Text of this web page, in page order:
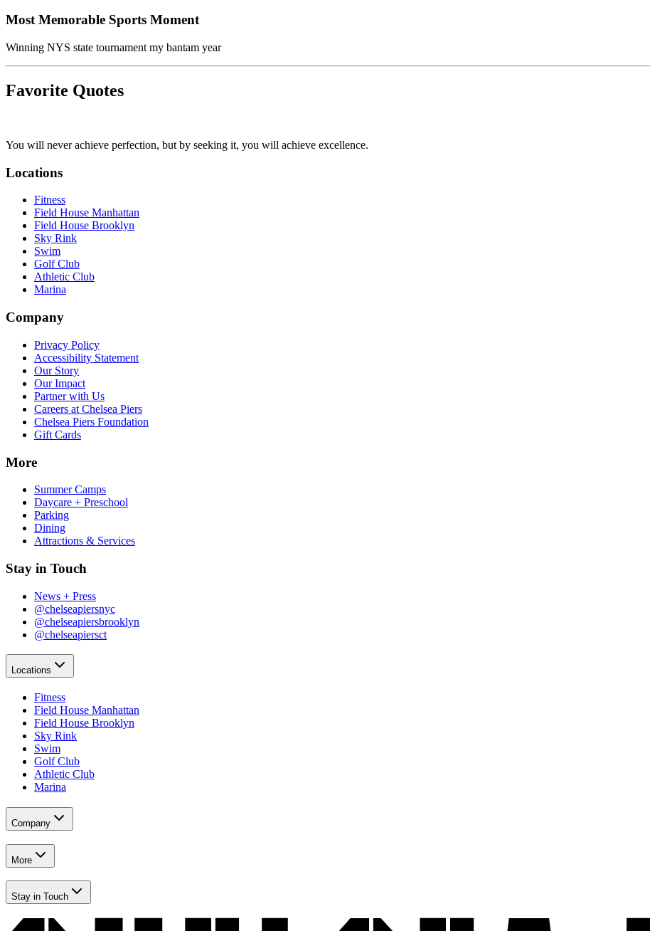
Most Memorable Sports Moment​​​​‌ ‍ ​‍​‍‌‍ ‌ ​‍‌‍‍‌‌‍‌ ‌‍‍‌‌‍ ‍​‍​‍​ ‍‍​‍​‍‌ ​ ‌‍​‌‌‍ ‍‌‍‍‌‌ ‌​‌ ‍‌​‍ ‍‌‍‍‌‌‍ ​‍​‍​‍ ​​‍​‍‌‍‍​‌ ​‍‌‍‌‌‌‍‌‍​‍​‍​ ‍‍​‍​‍‌‍‍​‌ ‌​‌ ‌​‌ ​​‌ ​ ​ ‍‍​‍ ​‍ ‌‍​ ‌‍‍​‌‍‌‌‌‍ ​‌ ​ ‌‍‌‌‌‍​‌‌ ​​‌‍‍‌‌‍‌‌‌ ​‍‌ ​ ​‍ ‍‌ ​ ‌‍​‌‌‍ ‍‌‍‍‌‌ ‌​‌ ‍‌​‍ ‍‌ ​ ‌ ‌​‌ ‌‌‌‍‌​‌‍‍‌‌‍ ​‍ ‌‍‍‌‌‍ ‍‌ ‌​‌‍‌‌‌‍ ‍‌ ‌​​‍ ‌‍‌‌‌‍‌​‌‍‍‌‌ ‌​​‍ ‌‍ ‌‌‍ ‌‍‌​‌‍‌‌​ ‌‌ ​​‌ ​‍‌‍‌‌‌ ​ ‌‍‌‌‌‍ ‍‌ ‌​‌‍​‌‌ ‌​‌‍‍‌‌‍ ‌‍ ‍​ ‍ ‌‍‍‌‌‍‌​​ ‌​ ​​‌‍‌‌‌‍​‌‌‍‌‌‌‍​‍​ ‌​‌‍‌‍‌‍‌‌​‍ ‌​ ‍​‌‍​ ​ ‍​​ ‍‌​‍ ‌​ ‌​‌‍​‍‌‍​ ‌‍​‍​‍ ‌​ ‍‌‌‍​‌​ ​‌​ ‌ ​‍ ‌​ ​‌​ ​​‌‍‌‌​ ‌ ​ ‍‌​ ‍‌‌‍‌‍​ ‌‍​ ‌​‌‍‌‌‌‍‌‍‌‍​‌​ ‍ ‌ ‌​‌ ‍‌‌ ​​‌‍‌‌​ ‌‌‍​ ‌‍ ‌‍​‌‌‍​ ‌‍‍​​ ‍ ‌ ​​‌‍​‌‌ ‌​‌‍‍​​ ‌‌ ​‍‌‍‍‌‌‍​ ‌‍‍​‌‌‌​‌‍‌‌‌ ‍​‌ ‌​​‍‌‌​ ‌‌‌​​‍‌‌ ‌‍‍ ‌‍‌‌‌ ‍‌​‍‌‌​ ​ ‌​‌​​‍‌‌​ ​ ‌​‌​​‍‌‌​ ​‍​ ​‍‌‍‍ ‌‍‍‍​ ‌‍‌​‌​‌‌​​‌‍‍ ‌​‌‍‌‍‍‌​‍‌‌​ ​‍​ ​‍​‍‌‌​ ‌‌‌​‌​​‍ ‍‌‍​ ‌‍‍​‌‍‍‌‌‍ ​‌‍‌​‌ ​‍‌‍‌‌‌‍ ‍​‍‌‌​ ‌‌‌​​‍‌‌ ‌‍‍ ‌‍‌‌‌ ‍‌​‍‌‌​ ​ ‌​‌​​‍‌‌​ ​ ‌​‌​​‍‌‌​ ​‍​ ​‍‌ ‍​‌‍‌​‌​ ‌​ ‌‌​‌ ‌​‍‍‌ ​‍‌​‌‌​‍‌‌​ ​‍​ ​‍​‍‌‌​ ‌‌‌​‌​​‍ ‍‌ ‌​‌‍‌‌‌ ‍​‌ ‌​​ ‌‍​‍‌‍​‌‌ ​ ‌‍‌‌‌‌‌‌‌ ​‍‌‍ ​​ ‌‌‍‍​‌ ‌​‌ ‌​‌ ​​‌ ​ ​‍‌‌​ ​ ‌​​‌​‍‌‌​ ​‍‌​‌‍​‍‌‌​ ​‍‌​‌‍‌‍​ ‌‍‍​‌‍‌‌‌‍ ​‌ ​ ‌‍‌‌‌‍​‌‌ ​​‌‍‍‌‌‍‌‌‌ ​‍‌ ​ ​‍ ‍‌ ​ ‌‍​‌‌‍ ‍‌‍‍‌‌ ‌​‌ ‍‌​‍ ‍‌ ​ ‌ ‌​‌ ‌‌‌‍‌​‌‍‍‌‌‍ ​‍‌‍‌‍‍‌‌‍‌​​ ‌​ ​​‌‍‌‌‌‍​‌‌‍‌‌‌‍​‍​ ‌​‌‍‌‍‌‍‌‌​‍ ‌​ ‍​‌‍​ ​ ‍​​ ‍‌​‍ ‌​ ‌​‌‍​‍‌‍​ ‌‍​‍​‍ ‌​ ‍‌‌‍​‌​ ​‌​ ‌ ​‍ ‌​ ​‌​ ​​‌‍‌‌​ ‌ ​ ‍‌​ ‍‌‌‍‌‍​ ‌‍​ ‌​‌‍‌‌‌‍‌‍‌‍​‌​‍‌‍‌ ‌​‌ ‍‌‌ ​​‌‍‌‌​ ‌‌‍​ ‌‍ ‌‍​‌‌‍​ ‌‍‍​​‍‌‍‌ ​​‌‍​‌‌ ‌​‌‍‍​​ ‌‌ ​‍‌‍‍‌‌‍​ ‌‍‍​‌‌‌​‌‍‌‌‌ ‍​‌ ‌​​‍‌‌​ ‌‌‌​​‍‌‌ ‌‍‍ ‌‍‌‌‌ ‍‌​‍‌‌​ ​ ‌​‌​​‍‌‌​ ​ ‌​‌​​‍‌‌​ ​‍​ ​‍‌‍‍ ‌‍‍‍​ ‌‍‌​‌​‌‌​​‌‍‍ ‌​‌‍‌‍‍‌​‍‌‌​ ​‍​ ​‍​‍‌‌​ ‌‌‌​‌​​‍ ‍‌‍​ ‌‍‍​‌‍‍‌‌‍ ​‌‍‌​‌ ​‍‌‍‌‌‌‍ ‍​‍‌‌​ ‌‌‌​​‍‌‌ ‌‍‍ ‌‍‌‌‌ ‍‌​‍‌‌​ ​ ‌​‌​​‍‌‌​ ​ ‌​‌​​‍‌‌​ ​‍​ ​‍‌ ‍​‌‍‌​‌​ ‌​ ‌‌​‌ ‌​‍‍‌ ​‍‌​‌‌​‍‌‌​ ​‍​ ​‍​‍‌‌​ ‌‌‌​‌​​‍ ‍‌ ‌​‌‍‌‌‌ ‍​‌ ‌​​‍‌‍‌ ​​‌‍‌‌‌ ​‍‌ ​ ‌ ​​‌‍‌‌‌‍​ ‌ ‌​‌‍‍‌‌ ‌‍‌‍‌‌​ ‌‌ ​​‌ ‌‌‌‍​‍‌‍ ​‌‍‍‌‌ ​ ‌‍‍​‌‍‌‌‌‍‌​​‍​‍‌ ‌
Winning NYS state tournament my bantam year​​​​‌ ‍ ​‍​‍‌‍ ‌ ​‍‌‍‍‌‌‍‌ ‌‍‍‌‌‍ ‍​‍​‍​ ‍‍​‍​‍‌ ​ ‌‍​‌‌‍ ‍‌‍‍‌‌ ‌​‌ ‍‌​‍ ‍‌‍‍‌‌‍ ​‍​‍​‍ ​​‍​‍‌‍‍​‌ ​‍‌‍‌‌‌‍‌‍​‍​‍​ ‍‍​‍​‍‌‍‍​‌ ‌​‌ ‌​‌ ​​‌ ​ ​ ‍‍​‍ ​‍ ‌‍​ ‌‍‍​‌‍‌‌‌‍ ​‌ ​ ‌‍‌‌‌‍​‌‌ ​​‌‍‍‌‌‍‌‌‌ ​‍‌ ​ ​‍ ‍‌ ​ ‌‍​‌‌‍ ‍‌‍‍‌‌ ‌​‌ ‍‌​‍ ‍‌ ​ ‌ ‌​‌ ‌‌‌‍‌​‌‍‍‌‌‍ ​‍ ‌‍‍‌‌‍ ‍‌ ‌​‌‍‌‌‌‍ ‍‌ ‌​​‍ ‌‍‌‌‌‍‌​‌‍‍‌‌ ‌​​‍ ‌‍ ‌‌‍ ‌‍‌​‌‍‌‌​ ‌‌ ​​‌ ​‍‌‍‌‌‌ ​ ‌‍‌‌‌‍ ‍‌ ‌​‌‍​‌‌ ‌​‌‍‍‌‌‍ ‌‍ ‍​ ‍ ‌‍‍‌‌‍‌​​ ‌​ ​​‌‍‌‌‌‍​‌‌‍‌‌‌‍​‍​ ‌​‌‍‌‍‌‍‌‌​‍ ‌​ ‍​‌‍​ ​ ‍​​ ‍‌​‍ ‌​ ‌​‌‍​‍‌‍​ ‌‍​‍​‍ ‌​ ‍‌‌‍​‌​ ​‌​ ‌ ​‍ ‌​ ​‌​ ​​‌‍‌‌​ ‌ ​ ‍‌​ ‍‌‌‍‌‍​ ‌‍​ ‌​‌‍‌‌‌‍‌‍‌‍​‌​ ‍ ‌ ‌​‌ ‍‌‌ ​​‌‍‌‌​ ‌‌‍​ ‌‍ ‌‍​‌‌‍​ ‌‍‍​​ ‍ ‌ ​​‌‍​‌‌ ‌​‌‍‍​​ ‌‌ ​‍‌‍‍‌‌‍​ ‌‍‍​‌‌‌​‌‍‌‌‌ ‍​‌ ‌​​‍‌‌​ ‌‌‌​​‍‌‌ ‌‍‍ ‌‍‌‌‌ ‍‌​‍‌‌​ ​ ‌​‌​​‍‌‌​ ​ ‌​‌​​‍‌‌​ ​‍​ ​‍​ ‌ ‌‍‌ ‌‍‍ ‌ ‍‍​ ​​‌‌​‍​ ‌‌‌‌‌‍​‍‌‌​ ​‍​ ​‍​‍‌‌​ ‌‌‌​‌​​‍ ‍‌‍​ ‌‍‍​‌‍‍‌‌‍ ​‌‍‌​‌ ​‍‌‍‌‌‌‍ ‍​‍‌‌​ ‌‌‌​​‍‌‌ ‌‍‍ ‌‍‌‌‌ ‍‌​‍‌‌​ ​ ‌​‌​​‍‌‌​ ​ ‌​‌​​‍‌‌​ ​‍​ ​‍‌​​‌‌ ​‍‌‍‌​‌​ ‍​ ‌‍‌​‍‍‌ ​​‌​ ‍​‍‌‌​ ​‍​ ​‍​‍‌‌​ ‌‌‌​‌​​‍ ‍‌ ‌​‌‍‌‌‌ ‍​‌ ‌​​ ‌‍​‍‌‍​‌‌ ​ ‌‍‌‌‌‌‌‌‌ ​‍‌‍ ​​ ‌‌‍‍​‌ ‌​‌ ‌​‌ ​​‌ ​ ​‍‌‌​ ​ ‌​​‌​‍‌‌​ ​‍‌​‌‍​‍‌‌​ ​‍‌​‌‍‌‍​ ‌‍‍​‌‍‌‌‌‍ ​‌ ​ ‌‍‌‌‌‍​‌‌ ​​‌‍‍‌‌‍‌‌‌ ​‍‌ ​ ​‍ ‍‌ ​ ‌‍​‌‌‍ ‍‌‍‍‌‌ ‌​‌ ‍‌​‍ ‍‌ ​ ‌ ‌​‌ ‌‌‌‍‌​‌‍‍‌‌‍ ​‍‌‍‌‍‍‌‌‍‌​​ ‌​ ​​‌‍‌‌‌‍​‌‌‍‌‌‌‍​‍​ ‌​‌‍‌‍‌‍‌‌​‍ ‌​ ‍​‌‍​ ​ ‍​​ ‍‌​‍ ‌​ ‌​‌‍​‍‌‍​ ‌‍​‍​‍ ‌​ ‍‌‌‍​‌​ ​‌​ ‌ ​‍ ‌​ ​‌​ ​​‌‍‌‌​ ‌ ​ ‍‌​ ‍‌‌‍‌‍​ ‌‍​ ‌​‌‍‌‌‌‍‌‍‌‍​‌​‍‌‍‌ ‌​‌ ‍‌‌ ​​‌‍‌‌​ ‌‌‍​ ‌‍ ‌‍​‌‌‍​ ‌‍‍​​‍‌‍‌ ​​‌‍​‌‌ ‌​‌‍‍​​ ‌‌ ​‍‌‍‍‌‌‍​ ‌‍‍​‌‌‌​‌‍‌‌‌ ‍​‌ ‌​​‍‌‌​ ‌‌‌​​‍‌‌ ‌‍‍ ‌‍‌‌‌ ‍‌​‍‌‌​ ​ ‌​‌​​‍‌‌​ ​ ‌​‌​​‍‌‌​ ​‍​ ​‍​ ‌ ‌‍‌ ‌‍‍ ‌ ‍‍​ ​​‌‌​‍​ ‌‌‌‌‌‍​‍‌‌​ ​‍​ ​‍​‍‌‌​ ‌‌‌​‌​​‍ ‍‌‍​ ‌‍‍​‌‍‍‌‌‍ ​‌‍‌​‌ ​‍‌‍‌‌‌‍ ‍​‍‌‌​ ‌‌‌​​‍‌‌ ‌‍‍ ‌‍‌‌‌ ‍‌​‍‌‌​ ​ ‌​‌​​‍‌‌​ ​ ‌​‌​​‍‌‌​ ​‍​ ​‍‌​​‌‌ ​‍‌‍‌​‌​ ‍​ ‌‍‌​‍‍‌ ​​‌​ ‍​‍‌‌​ ​‍​ ​‍​‍‌‌​ ‌‌‌​‌​​‍ ‍‌ ‌​‌‍‌‌‌ ‍​‌ ‌​​‍‌‍‌ ​​‌‍‌‌‌ ​‍‌ ​ ‌ ​​‌‍‌‌‌‍​ ‌ ‌​‌‍‍‌‌ ‌‍‌‍‌‌​ ‌‌ ​​‌ ‌‌‌‍​‍‌‍ ​‌‍‍‌‌ ​ ‌‍‍​‌‍‌‌‌‍‌​​‍​‍‌ ‌
Favorite Quotes
You will never achieve perfection, but by seeking it, you will achieve excellence.​​​​‌ ‍ ​‍​‍‌‍ ‌ ​‍‌‍‍‌‌‍‌ ‌‍‍‌‌‍ ‍​‍​‍​ ‍‍​‍​‍‌ ​ ‌‍​‌‌‍ ‍‌‍‍‌‌ ‌​‌ ‍‌​‍ ‍‌‍‍‌‌‍ ​‍​‍​‍ ​​‍​‍‌‍‍​‌ ​‍‌‍‌‌‌‍‌‍​‍​‍​ ‍‍​‍​‍‌‍‍​‌ ‌​‌ ‌​‌ ​​‌ ​ ​ ‍‍​‍ ​‍ ‌‍​ ‌‍‍​‌‍‌‌‌‍ ​‌ ​ ‌‍‌‌‌‍​‌‌ ​​‌‍‍‌‌‍‌‌‌ ​‍‌ ​ ​‍ ‍‌ ​ ‌‍​‌‌‍ ‍‌‍‍‌‌ ‌​‌ ‍‌​‍ ‍‌ ​ ‌ ‌​‌ ‌‌‌‍‌​‌‍‍‌‌‍ ​‍ ‌‍‍‌‌‍ ‍‌ ‌​‌‍‌‌‌‍ ‍‌ ‌​​‍ ‌‍‌‌‌‍‌​‌‍‍‌‌ ‌​​‍ ‌‍ ‌‌‍ ‌‍‌​‌‍‌‌​ ‌‌ ​​‌ ​‍‌‍‌‌‌ ​ ‌‍‌‌‌‍ ‍‌ ‌​‌‍​‌‌ ‌​‌‍‍‌‌‍ ‌‍ ‍​ ‍ ‌‍‍‌‌‍‌​​ ‌​ ​​‌‍‌‌‌‍​‌‌‍‌‌‌‍​‍​ ‌​‌‍‌‍‌‍‌‌​‍ ‌​ ‍​‌‍​ ​ ‍​​ ‍‌​‍ ‌​ ‌​‌‍​‍‌‍​ ‌‍​‍​‍ ‌​ ‍‌‌‍​‌​ ​‌​ ‌ ​‍ ‌​ ​‌​ ​​‌‍‌‌​ ‌ ​ ‍‌​ ‍‌‌‍‌‍​ ‌‍​ ‌​‌‍‌‌‌‍‌‍‌‍​‌​ ‍ ‌ ‌​‌ ‍‌‌ ​​‌‍‌‌​ ‌‌‍​ ‌‍ ‌‍​‌‌‍​ ‌‍‍​​ ‍ ‌ ​​‌‍​‌‌ ‌​‌‍‍​​ ‌‌ ​‌‌ ‌‌‌‍ ‌ ‌​‌‍‌‌‌ ​ ​‍‌‌​ ‌‌‌​​‍‌‌ ‌‍‍ ‌‍‌‌‌ ‍‌​‍‌‌​ ​ ‌​‌​​‍‌‌​ ​ ‌​‌​​‍‌‌​ ​‍​ ​‍‌​‌‍‌ ​‌‌​‍​​ ‌ ‌‌‍‌‌‌‍‍​ ‌‌‌‍​‍​‍‌‌​ ​‍​ ​‍​‍‌‌​ ‌‌‌​‌​​‍ ‍‌ ​‌‌ ‌‌‌‍ ‌ ‌​‌‍‌‌​‍‌‌​ ‌‌‌​​‍‌‌ ‌‍‍ ‌‍‌‌‌ ‍‌​‍‌‌​ ​ ‌​‌​​‍‌‌​ ​ ‌​‌​​‍‌‌​ ​‍​ ​‍‌‍‍ ‌​‍‍‌‌​ ‌​‍‌‌​ ​​ ​‌‌‍ ​ ‍‌​‍‌‌​ ​‍​ ​‍​‍‌‌​ ‌‌‌​‌​​‍ ‍‌‍​ ‌‍‍​‌‍‍‌‌‍ ​‌‍‌​‌ ​‍‌‍‌‌‌‍ ‍​‍‌‌​ ‌‌‌​​‍‌‌ ‌‍‍ ‌‍‌‌‌ ‍‌​‍‌‌​ ​ ‌​‌​​‍‌‌​ ​ ‌​‌​​‍‌‌​ ​‍​ ​‍‌ ‌‌‌ ‍‌‌‍‌​‌​​‌‌ ​‍‌‌‌ ‌ ​ ‌​‌ ​‍‌‌​ ​‍​ ​‍​‍‌‌​ ‌‌‌​‌​​‍ ‍‌ ‌​‌‍‌‌‌ ‍​‌ ‌​​ ‌‍​‍‌‍​‌‌ ​ ‌‍‌‌‌‌‌‌‌ ​‍‌‍ ​​ ‌‌‍‍​‌ ‌​‌ ‌​‌ ​​‌ ​ ​‍‌‌​ ​ ‌​​‌​‍‌‌​ ​‍‌​‌‍​‍‌‌​ ​‍‌​‌‍‌‍​ ‌‍‍​‌‍‌‌‌‍ ​‌ ​ ‌‍‌‌‌‍​‌‌ ​​‌‍‍‌‌‍‌‌‌ ​‍‌ ​ ​‍ ‍‌ ​ ‌‍​‌‌‍ ‍‌‍‍‌‌ ‌​‌ ‍‌​‍ ‍‌ ​ ‌ ‌​‌ ‌‌‌‍‌​‌‍‍‌‌‍ ​‍‌‍‌‍‍‌‌‍‌​​ ‌​ ​​‌‍‌‌‌‍​‌‌‍‌‌‌‍​‍​ ‌​‌‍‌‍‌‍‌‌​‍ ‌​ ‍​‌‍​ ​ ‍​​ ‍‌​‍ ‌​ ‌​‌‍​‍‌‍​ ‌‍​‍​‍ ‌​ ‍‌‌‍​‌​ ​‌​ ‌ ​‍ ‌​ ​‌​ ​​‌‍‌‌​ ‌ ​ ‍‌​ ‍‌‌‍‌‍​ ‌‍​ ‌​‌‍‌‌‌‍‌‍‌‍​‌​‍‌‍‌ ‌​‌ ‍‌‌ ​​‌‍‌‌​ ‌‌‍​ ‌‍ ‌‍​‌‌‍​ ‌‍‍​​‍‌‍‌ ​​‌‍​‌‌ ‌​‌‍‍​​ ‌‌ ​‌‌ ‌‌‌‍ ‌ ‌​‌‍‌‌‌ ​ ​‍‌‌​ ‌‌‌​​‍‌‌ ‌‍‍ ‌‍‌‌‌ ‍‌​‍‌‌​ ​ ‌​‌​​‍‌‌​ ​ ‌​‌​​‍‌‌​ ​‍​ ​‍‌​‌‍‌ ​‌‌​‍​​ ‌ ‌‌‍‌‌‌‍‍​ ‌‌‌‍​‍​‍‌‌​ ​‍​ ​‍​‍‌‌​ ‌‌‌​‌​​‍ ‍‌ ​‌‌ ‌‌‌‍ ‌ ‌​‌‍‌‌​‍‌‌​ ‌‌‌​​‍‌‌ ‌‍‍ ‌‍‌‌‌ ‍‌​‍‌‌​ ​ ‌​‌​​‍‌‌​ ​ ‌​‌​​‍‌‌​ ​‍​ ​‍‌‍‍ ‌​‍‍‌‌​ ‌​‍‌‌​ ​​ ​‌‌‍ ​ ‍‌​‍‌‌​ ​‍​ ​‍​‍‌‌​ ‌‌‌​‌​​‍ ‍‌‍​ ‌‍‍​‌‍‍‌‌‍ ​‌‍‌​‌ ​‍‌‍‌‌‌‍ ‍​‍‌‌​ ‌‌‌​​‍‌‌ ‌‍‍ ‌‍‌‌‌ ‍‌​‍‌‌​ ​ ‌​‌​​‍‌‌​ ​ ‌​‌​​‍‌‌​ ​‍​ ​‍‌ ‌‌‌ ‍‌‌‍‌​‌​​‌‌ ​‍‌‌‌ ‌ ​ ‌​‌ ​‍‌‌​ ​‍​ ​‍​‍‌‌​ ‌‌‌​‌​​‍ ‍‌ ‌​‌‍‌‌‌ ‍​‌ ‌​​‍‌‍‌ ​​‌‍‌‌‌ ​‍‌ ​ ‌ ​​‌‍‌‌‌‍​ ‌ ‌​‌‍‍‌‌ ‌‍‌‍‌‌​ ‌‌ ​​‌ ‌‌‌‍​‍‌‍ ​‌‍‍‌‌ ​ ‌‍‍​‌‍‌‌‌‍‌​​‍​‍‌ ‌
Locations​​​​‌ ‍ ​‍​‍‌‍ ‌ ​‍‌‍‍‌‌‍‌ ‌‍‍‌‌‍ ‍​‍​‍​ ‍‍​‍​‍‌ ​ ‌‍​‌‌‍ ‍‌‍‍‌‌ ‌​‌ ‍‌​‍ ‍‌‍‍‌‌‍ ​‍​‍​‍ ​​‍​‍‌‍‍​‌ ​‍‌‍‌‌‌‍‌‍​‍​‍​ ‍‍​‍​‍‌‍‍​‌ ‌​‌ ‌​‌ ​​‌ ​ ​ ‍‍​‍ ​‍ ‌‍​ ‌‍‍​‌‍‌‌‌‍ ​‌ ​ ‌‍‌‌‌‍​‌‌ ​​‌‍‍‌‌‍‌‌‌ ​‍‌ ​ ​‍ ‍‌ ​ ‌‍​‌‌‍ ‍‌‍‍‌‌ ‌​‌ ‍‌​‍ ‍‌ ​ ‌ ‌​‌ ‌‌‌‍‌​‌‍‍‌‌‍ ​‍ ‌‍‍‌‌‍ ‍‌ ‌​‌‍‌‌‌‍ ‍‌ ‌​​‍ ‌‍‌‌‌‍‌​‌‍‍‌‌ ‌​​‍ ‌‍ ‌‌‍ ‌‍‌​‌‍‌‌​ ‌‌ ​​‌ ​‍‌‍‌‌‌ ​ ‌‍‌‌‌‍ ‍‌ ‌​‌‍​‌‌ ‌​‌‍‍‌‌‍ ‌‍ ‍​ ‍ ‌‍‍‌‌‍‌​​ ‌‌‍‌‍‌‍ ‌‍ ‌ ‌​‌‍‌‌‌ ​‍​ ‍ ‌ ‌​‌ ‍‌‌ ​​‌‍‌‌​ ‌‌‍‌‍‌‍ ‌‍ ‌ ‌​‌‍‌‌‌ ​‍​ ‍ ‌ ​​‌‍​‌‌ ‌​‌‍‍​​ ‌‌‍​ ‌‍ ‌‍ ​‌ ‌‌‌‍ ‌‌‍ ‍‌ ​ ​‍‌‌​ ‌‌‌​​‍‌‌ ‌‍‍ ‌‍‌‌‌ ‍‌​‍‌‌​ ​ ‌​‌​​‍‌‌​ ​ ‌​‌​​‍‌‌​ ​‍​ ​‍‌‍‌‌‌‍​‍​ ​‍​ ‍​‌‍​ ​ ‌‌‌‍​ ‌‍​ ‌‍‌‌‌‍​‍‌‍​‌​ ​‌​‍‌‌​ ​‍​ ​‍​‍‌‌​ ‌‌‌​‌​​‍ ‍‌ ‌​‌‍‍‌‌ ‌​‌‍ ​‌‍‌‌​ ‌‍​‍‌‍​‌‌ ​ ‌‍‌‌‌‌‌‌‌ ​‍‌‍ ​​ ‌‌‍‍​‌ ‌​‌ ‌​‌ ​​‌ ​ ​‍‌‌​ ​ ‌​​‌​‍‌‌​ ​‍‌​‌‍​‍‌‌​ ​‍‌​‌‍‌‍​ ‌‍‍​‌‍‌‌‌‍ ​‌ ​ ‌‍‌‌‌‍​‌‌ ​​‌‍‍‌‌‍‌‌‌ ​‍‌ ​ ​‍ ‍‌ ​ ‌‍​‌‌‍ ‍‌‍‍‌‌ ‌​‌ ‍‌​‍ ‍‌ ​ ‌ ‌​‌ ‌‌‌‍‌​‌‍‍‌‌‍ ​‍‌‍‌‍‍‌‌‍‌​​ ‌‌‍‌‍‌‍ ‌‍ ‌ ‌​‌‍‌‌‌ ​‍​‍‌‍‌ ‌​‌ ‍‌‌ ​​‌‍‌‌​ ‌‌‍‌‍‌‍ ‌‍ ‌ ‌​‌‍‌‌‌ ​‍​‍‌‍‌ ​​‌‍​‌‌ ‌​‌‍‍​​ ‌‌‍​ ‌‍ ‌‍ ​‌ ‌‌‌‍ ‌‌‍ ‍‌ ​ ​‍‌‌​ ‌‌‌​​‍‌‌ ‌‍‍ ‌‍‌‌‌ ‍‌​‍‌‌​ ​ ‌​‌​​‍‌‌​ ​ ‌​‌​​‍‌‌​ ​‍​ ​‍‌‍‌‌‌‍​‍​ ​‍​ ‍​‌‍​ ​ ‌‌‌‍​ ‌‍​ ‌‍‌‌‌‍​‍‌‍​‌​ ​‌​‍‌‌​ ​‍​ ​‍​‍‌‌​ ‌‌‌​‌​​‍ ‍‌ ‌​‌‍‍‌‌ ‌​‌‍ ​‌‍‌‌​‍‌‍‌ ​​‌‍‌‌‌ ​‍‌ ​ ‌ ​​‌‍‌‌‌‍​ ‌ ‌​‌‍‍‌‌ ‌‍‌‍‌‌​ ‌‌ ​​‌ ‌‌‌‍​‍‌‍ ​‌‍‍‌‌ ​ ‌‍‍​‌‍‌‌‌‍‌​​‍​‍‌ ‌
Fitness​​​​‌ ‍ ​‍​‍‌‍ ‌ ​‍‌‍‍‌‌‍‌ ‌‍‍‌‌‍ ‍​‍​‍​ ‍‍​‍​‍‌ ​ ‌‍​‌‌‍ ‍‌‍‍‌‌ ‌​‌ ‍‌​‍ ‍‌‍‍‌‌‍ ​‍​‍​‍ ​​‍​‍‌‍‍​‌ ​‍‌‍‌‌‌‍‌‍​‍​‍​ ‍‍​‍​‍‌‍‍​‌ ‌​‌ ‌​‌ ​​‌ ​ ​ ‍‍​‍ ​‍ ‌‍​ ‌‍‍​‌‍‌‌‌‍ ​‌ ​ ‌‍‌‌‌‍​‌‌ ​​‌‍‍‌‌‍‌‌‌ ​‍‌ ​ ​‍ ‍‌ ​ ‌‍​‌‌‍ ‍‌‍‍‌‌ ‌​‌ ‍‌​‍ ‍‌ ​ ‌ ‌​‌ ‌‌‌‍‌​‌‍‍‌‌‍ ​‍ ‌‍‍‌‌‍ ‍‌ ‌​‌‍‌‌‌‍ ‍‌ ‌​​‍ ‌‍‌‌‌‍‌​‌‍‍‌‌ ‌​​‍ ‌‍ ‌‌‍ ‌‍‌​‌‍‌‌​ ‌‌ ​​‌ ​‍‌‍‌‌‌ ​ ‌‍‌‌‌‍ ‍‌ ‌​‌‍​‌‌ ‌​‌‍‍‌‌‍ ‌‍ ‍​ ‍ ‌‍‍‌‌‍‌​​ ‌‌‍‌‍‌‍ ‌‍ ‌ ‌​‌‍‌‌‌ ​‍​ ‍ ‌ ‌​‌ ‍‌‌ ​​‌‍‌‌​ ‌‌‍‌‍‌‍ ‌‍ ‌ ‌​‌‍‌‌‌ ​‍​ ‍ ‌ ​​‌‍​‌‌ ‌​‌‍‍​​ ‌‌‍​ ‌‍ ‌‍ ​‌ ‌‌‌‍ ‌‌‍ ‍‌ ​ ​‍‌‌​ ‌‌‌​​‍‌‌ ‌‍‍ ‌‍‌‌‌ ‍‌​‍‌‌​ ​ ‌​‌​​‍‌‌​ ​ ‌​‌​​‍‌‌​ ​‍​ ​‍‌‍‌‌‌‍​‍​ ​‍​ ‍​‌‍​ ​ ‌‌‌‍​ ‌‍​ ‌‍‌‌‌‍​‍‌‍​‌​ ​‌​‍‌‌​ ​‍​ ​‍​‍‌‌​ ‌‌‌​‌​​‍ ‍‌‍ ​‌‍‍‌‌‍ ‍‌‍‍ ‌ ​ ​‍‌‌​ ‌‌‌​​‍‌‌ ‌‍‍ ‌‍‌‌‌ ‍‌​‍‌‌​ ​ ‌​‌​​‍‌‌​ ​ ‌​‌​​‍‌‌​ ​‍​ ​‍​ ​‍​ ​ ​ ​ ‌‍​ ‌‍‌‌​ ‍​​ ‌‍​ ​‌​ ‌​‌‍​‌‌‍​ ​ ‍‌​‍‌‌​ ​‍​ ​‍​‍‌‌​ ‌‌‌​‌​​‍ ‍‌‍ ‍‌‍​‌‌‍ ‌‌‍‌‌​ ‌‍​‍‌‍​‌‌ ​ ‌‍‌‌‌‌‌‌‌ ​‍‌‍ ​​ ‌‌‍‍​‌ ‌​‌ ‌​‌ ​​‌ ​ ​‍‌‌​ ​ ‌​​‌​‍‌‌​ ​‍‌​‌‍​‍‌‌​ ​‍‌​‌‍‌‍​ ‌‍‍​‌‍‌‌‌‍ ​‌ ​ ‌‍‌‌‌‍​‌‌ ​​‌‍‍‌‌‍‌‌‌ ​‍‌ ​ ​‍ ‍‌ ​ ‌‍​‌‌‍ ‍‌‍‍‌‌ ‌​‌ ‍‌​‍ ‍‌ ​ ‌ ‌​‌ ‌‌‌‍‌​‌‍‍‌‌‍ ​‍‌‍‌‍‍‌‌‍‌​​ ‌‌‍‌‍‌‍ ‌‍ ‌ ‌​‌‍‌‌‌ ​‍​‍‌‍‌ ‌​‌ ‍‌‌ ​​‌‍‌‌​ ‌‌‍‌‍‌‍ ‌‍ ‌ ‌​‌‍‌‌‌ ​‍​‍‌‍‌ ​​‌‍​‌‌ ‌​‌‍‍​​ ‌‌‍​ ‌‍ ‌‍ ​‌ ‌‌‌‍ ‌‌‍ ‍‌ ​ ​‍‌‌​ ‌‌‌​​‍‌‌ ‌‍‍ ‌‍‌‌‌ ‍‌​‍‌‌​ ​ ‌​‌​​‍‌‌​ ​ ‌​‌​​‍‌‌​ ​‍​ ​‍‌‍‌‌‌‍​‍​ ​‍​ ‍​‌‍​ ​ ‌‌‌‍​ ‌‍​ ‌‍‌‌‌‍​‍‌‍​‌​ ​‌​‍‌‌​ ​‍​ ​‍​‍‌‌​ ‌‌‌​‌​​‍ ‍‌‍ ​‌‍‍‌‌‍ ‍‌‍‍ ‌ ​ ​‍‌‌​ ‌‌‌​​‍‌‌ ‌‍‍ ‌‍‌‌‌ ‍‌​‍‌‌​ ​ ‌​‌​​‍‌‌​ ​ ‌​‌​​‍‌‌​ ​‍​ ​‍​ ​‍​ ​ ​ ​ ‌‍​ ‌‍‌‌​ ‍​​ ‌‍​ ​‌​ ‌​‌‍​‌‌‍​ ​ ‍‌​‍‌‌​ ​‍​ ​‍​‍‌‌​ ‌‌‌​‌​​‍ ‍‌‍ ‍‌‍​‌‌‍ ‌‌‍‌‌​‍‌‍‌ ​​‌‍‌‌‌ ​‍‌ ​ ‌ ​​‌‍‌‌‌‍​ ‌ ‌​‌‍‍‌‌ ‌‍‌‍‌‌​ ‌‌ ​​‌ ‌‌‌‍​‍‌‍ ​‌‍‍‌‌ ​ ‌‍‍​‌‍‌‌‌‍‌​​‍​‍‌ ‌
Field House Manhattan​​​​‌ ‍ ​‍​‍‌‍ ‌ ​‍‌‍‍‌‌‍‌ ‌‍‍‌‌‍ ‍​‍​‍​ ‍‍​‍​‍‌ ​ ‌‍​‌‌‍ ‍‌‍‍‌‌ ‌​‌ ‍‌​‍ ‍‌‍‍‌‌‍ ​‍​‍​‍ ​​‍​‍‌‍‍​‌ ​‍‌‍‌‌‌‍‌‍​‍​‍​ ‍‍​‍​‍‌‍‍​‌ ‌​‌ ‌​‌ ​​‌ ​ ​ ‍‍​‍ ​‍ ‌‍​ ‌‍‍​‌‍‌‌‌‍ ​‌ ​ ‌‍‌‌‌‍​‌‌ ​​‌‍‍‌‌‍‌‌‌ ​‍‌ ​ ​‍ ‍‌ ​ ‌‍​‌‌‍ ‍‌‍‍‌‌ ‌​‌ ‍‌​‍ ‍‌ ​ ‌ ‌​‌ ‌‌‌‍‌​‌‍‍‌‌‍ ​‍ ‌‍‍‌‌‍ ‍‌ ‌​‌‍‌‌‌‍ ‍‌ ‌​​‍ ‌‍‌‌‌‍‌​‌‍‍‌‌ ‌​​‍ ‌‍ ‌‌‍ ‌‍‌​‌‍‌‌​ ‌‌ ​​‌ ​‍‌‍‌‌‌ ​ ‌‍‌‌‌‍ ‍‌ ‌​‌‍​‌‌ ‌​‌‍‍‌‌‍ ‌‍ ‍​ ‍ ‌‍‍‌‌‍‌​​ ‌‌‍‌‍‌‍ ‌‍ ‌ ‌​‌‍‌‌‌ ​‍​ ‍ ‌ ‌​‌ ‍‌‌ ​​‌‍‌‌​ ‌‌‍‌‍‌‍ ‌‍ ‌ ‌​‌‍‌‌‌ ​‍​ ‍ ‌ ​​‌‍​‌‌ ‌​‌‍‍​​ ‌‌‍​ ‌‍ ‌‍ ​‌ ‌‌‌‍ ‌‌‍ ‍‌ ​ ​‍‌‌​ ‌‌‌​​‍‌‌ ‌‍‍ ‌‍‌‌‌ ‍‌​‍‌‌​ ​ ‌​‌​​‍‌‌​ ​ ‌​‌​​‍‌‌​ ​‍​ ​‍‌‍‌‌‌‍​‍​ ​‍​ ‍​‌‍​ ​ ‌‌‌‍​ ‌‍​ ‌‍‌‌‌‍​‍‌‍​‌​ ​‌​‍‌‌​ ​‍​ ​‍​‍‌‌​ ‌‌‌​‌​​‍ ‍‌‍ ​‌‍‍‌‌‍ ‍‌‍‍ ‌ ​ ​‍‌‌​ ‌‌‌​​‍‌‌ ‌‍‍ ‌‍‌‌‌ ‍‌​‍‌‌​ ​ ‌​‌​​‍‌‌​ ​ ‌​‌​​‍‌‌​ ​‍​ ​‍​ ​‌​ ​ ​ ​‌‌‍​‍​ ​​​ ​‌‌‍​‌​ ‌ ​ ​‍​ ​‍​ ‌‍​ ‌​​‍‌‌​ ​‍​ ​‍​‍‌‌​ ‌‌‌​‌​​‍ ‍‌‍ ‍‌‍​‌‌‍ ‌‌‍‌‌​ ‌‍​‍‌‍​‌‌ ​ ‌‍‌‌‌‌‌‌‌ ​‍‌‍ ​​ ‌‌‍‍​‌ ‌​‌ ‌​‌ ​​‌ ​ ​‍‌‌​ ​ ‌​​‌​‍‌‌​ ​‍‌​‌‍​‍‌‌​ ​‍‌​‌‍‌‍​ ‌‍‍​‌‍‌‌‌‍ ​‌ ​ ‌‍‌‌‌‍​‌‌ ​​‌‍‍‌‌‍‌‌‌ ​‍‌ ​ ​‍ ‍‌ ​ ‌‍​‌‌‍ ‍‌‍‍‌‌ ‌​‌ ‍‌​‍ ‍‌ ​ ‌ ‌​‌ ‌‌‌‍‌​‌‍‍‌‌‍ ​‍‌‍‌‍‍‌‌‍‌​​ ‌‌‍‌‍‌‍ ‌‍ ‌ ‌​‌‍‌‌‌ ​‍​‍‌‍‌ ‌​‌ ‍‌‌ ​​‌‍‌‌​ ‌‌‍‌‍‌‍ ‌‍ ‌ ‌​‌‍‌‌‌ ​‍​‍‌‍‌ ​​‌‍​‌‌ ‌​‌‍‍​​ ‌‌‍​ ‌‍ ‌‍ ​‌ ‌‌‌‍ ‌‌‍ ‍‌ ​ ​‍‌‌​ ‌‌‌​​‍‌‌ ‌‍‍ ‌‍‌‌‌ ‍‌​‍‌‌​ ​ ‌​‌​​‍‌‌​ ​ ‌​‌​​‍‌‌​ ​‍​ ​‍‌‍‌‌‌‍​‍​ ​‍​ ‍​‌‍​ ​ ‌‌‌‍​ ‌‍​ ‌‍‌‌‌‍​‍‌‍​‌​ ​‌​‍‌‌​ ​‍​ ​‍​‍‌‌​ ‌‌‌​‌​​‍ ‍‌‍ ​‌‍‍‌‌‍ ‍‌‍‍ ‌ ​ ​‍‌‌​ ‌‌‌​​‍‌‌ ‌‍‍ ‌‍‌‌‌ ‍‌​‍‌‌​ ​ ‌​‌​​‍‌‌​ ​ ‌​‌​​‍‌‌​ ​‍​ ​‍​ ​‌​ ​ ​ ​‌‌‍​‍​ ​​​ ​‌‌‍​‌​ ‌ ​ ​‍​ ​‍​ ‌‍​ ‌​​‍‌‌​ ​‍​ ​‍​‍‌‌​ ‌‌‌​‌​​‍ ‍‌‍ ‍‌‍​‌‌‍ ‌‌‍‌‌​‍‌‍‌ ​​‌‍‌‌‌ ​‍‌ ​ ‌ ​​‌‍‌‌‌‍​ ‌ ‌​‌‍‍‌‌ ‌‍‌‍‌‌​ ‌‌ ​​‌ ‌‌‌‍​‍‌‍ ​‌‍‍‌‌ ​ ‌‍‍​‌‍‌‌‌‍‌​​‍​‍‌ ‌
Field House Brooklyn​​​​‌ ‍ ​‍​‍‌‍ ‌ ​‍‌‍‍‌‌‍‌ ‌‍‍‌‌‍ ‍​‍​‍​ ‍‍​‍​‍‌ ​ ‌‍​‌‌‍ ‍‌‍‍‌‌ ‌​‌ ‍‌​‍ ‍‌‍‍‌‌‍ ​‍​‍​‍ ​​‍​‍‌‍‍​‌ ​‍‌‍‌‌‌‍‌‍​‍​‍​ ‍‍​‍​‍‌‍‍​‌ ‌​‌ ‌​‌ ​​‌ ​ ​ ‍‍​‍ ​‍ ‌‍​ ‌‍‍​‌‍‌‌‌‍ ​‌ ​ ‌‍‌‌‌‍​‌‌ ​​‌‍‍‌‌‍‌‌‌ ​‍‌ ​ ​‍ ‍‌ ​ ‌‍​‌‌‍ ‍‌‍‍‌‌ ‌​‌ ‍‌​‍ ‍‌ ​ ‌ ‌​‌ ‌‌‌‍‌​‌‍‍‌‌‍ ​‍ ‌‍‍‌‌‍ ‍‌ ‌​‌‍‌‌‌‍ ‍‌ ‌​​‍ ‌‍‌‌‌‍‌​‌‍‍‌‌ ‌​​‍ ‌‍ ‌‌‍ ‌‍‌​‌‍‌‌​ ‌‌ ​​‌ ​‍‌‍‌‌‌ ​ ‌‍‌‌‌‍ ‍‌ ‌​‌‍​‌‌ ‌​‌‍‍‌‌‍ ‌‍ ‍​ ‍ ‌‍‍‌‌‍‌​​ ‌‌‍‌‍‌‍ ‌‍ ‌ ‌​‌‍‌‌‌ ​‍​ ‍ ‌ ‌​‌ ‍‌‌ ​​‌‍‌‌​ ‌‌‍‌‍‌‍ ‌‍ ‌ ‌​‌‍‌‌‌ ​‍​ ‍ ‌ ​​‌‍​‌‌ ‌​‌‍‍​​ ‌‌‍​ ‌‍ ‌‍ ​‌ ‌‌‌‍ ‌‌‍ ‍‌ ​ ​‍‌‌​ ‌‌‌​​‍‌‌ ‌‍‍ ‌‍‌‌‌ ‍‌​‍‌‌​ ​ ‌​‌​​‍‌‌​ ​ ‌​‌​​‍‌‌​ ​‍​ ​‍‌‍‌‌‌‍​‍​ ​‍​ ‍​‌‍​ ​ ‌‌‌‍​ ‌‍​ ‌‍‌‌‌‍​‍‌‍​‌​ ​‌​‍‌‌​ ​‍​ ​‍​‍‌‌​ ‌‌‌​‌​​‍ ‍‌‍ ​‌‍‍‌‌‍ ‍‌‍‍ ‌ ​ ​‍‌‌​ ‌‌‌​​‍‌‌ ‌‍‍ ‌‍‌‌‌ ‍‌​‍‌‌​ ​ ‌​‌​​‍‌‌​ ​ ‌​‌​​‍‌‌​ ​‍​ ​‍​ ‌‍​ ‍​​ ‌ ‌‍‌​​ ​‌​ ​‍​ ‌‌​ ‌‍​ ​‍​ ​‌‌‍​ ​ ​‌​‍‌‌​ ​‍​ ​‍​‍‌‌​ ‌‌‌​‌​​‍ ‍‌‍ ‍‌‍​‌‌‍ ‌‌‍‌‌​ ‌‍​‍‌‍​‌‌ ​ ‌‍‌‌‌‌‌‌‌ ​‍‌‍ ​​ ‌‌‍‍​‌ ‌​‌ ‌​‌ ​​‌ ​ ​‍‌‌​ ​ ‌​​‌​‍‌‌​ ​‍‌​‌‍​‍‌‌​ ​‍‌​‌‍‌‍​ ‌‍‍​‌‍‌‌‌‍ ​‌ ​ ‌‍‌‌‌‍​‌‌ ​​‌‍‍‌‌‍‌‌‌ ​‍‌ ​ ​‍ ‍‌ ​ ‌‍​‌‌‍ ‍‌‍‍‌‌ ‌​‌ ‍‌​‍ ‍‌ ​ ‌ ‌​‌ ‌‌‌‍‌​‌‍‍‌‌‍ ​‍‌‍‌‍‍‌‌‍‌​​ ‌‌‍‌‍‌‍ ‌‍ ‌ ‌​‌‍‌‌‌ ​‍​‍‌‍‌ ‌​‌ ‍‌‌ ​​‌‍‌‌​ ‌‌‍‌‍‌‍ ‌‍ ‌ ‌​‌‍‌‌‌ ​‍​‍‌‍‌ ​​‌‍​‌‌ ‌​‌‍‍​​ ‌‌‍​ ‌‍ ‌‍ ​‌ ‌‌‌‍ ‌‌‍ ‍‌ ​ ​‍‌‌​ ‌‌‌​​‍‌‌ ‌‍‍ ‌‍‌‌‌ ‍‌​‍‌‌​ ​ ‌​‌​​‍‌‌​ ​ ‌​‌​​‍‌‌​ ​‍​ ​‍‌‍‌‌‌‍​‍​ ​‍​ ‍​‌‍​ ​ ‌‌‌‍​ ‌‍​ ‌‍‌‌‌‍​‍‌‍​‌​ ​‌​‍‌‌​ ​‍​ ​‍​‍‌‌​ ‌‌‌​‌​​‍ ‍‌‍ ​‌‍‍‌‌‍ ‍‌‍‍ ‌ ​ ​‍‌‌​ ‌‌‌​​‍‌‌ ‌‍‍ ‌‍‌‌‌ ‍‌​‍‌‌​ ​ ‌​‌​​‍‌‌​ ​ ‌​‌​​‍‌‌​ ​‍​ ​‍​ ‌‍​ ‍​​ ‌ ‌‍‌​​ ​‌​ ​‍​ ‌‌​ ‌‍​ ​‍​ ​‌‌‍​ ​ ​‌​‍‌‌​ ​‍​ ​‍​‍‌‌​ ‌‌‌​‌​​‍ ‍‌‍ ‍‌‍​‌‌‍ ‌‌‍‌‌​‍‌‍‌ ​​‌‍‌‌‌ ​‍‌ ​ ‌ ​​‌‍‌‌‌‍​ ‌ ‌​‌‍‍‌‌ ‌‍‌‍‌‌​ ‌‌ ​​‌ ‌‌‌‍​‍‌‍ ​‌‍‍‌‌ ​ ‌‍‍​‌‍‌‌‌‍‌​​‍​‍‌ ‌
Sky Rink​​​​‌ ‍ ​‍​‍‌‍ ‌ ​‍‌‍‍‌‌‍‌ ‌‍‍‌‌‍ ‍​‍​‍​ ‍‍​‍​‍‌ ​ ‌‍​‌‌‍ ‍‌‍‍‌‌ ‌​‌ ‍‌​‍ ‍‌‍‍‌‌‍ ​‍​‍​‍ ​​‍​‍‌‍‍​‌ ​‍‌‍‌‌‌‍‌‍​‍​‍​ ‍‍​‍​‍‌‍‍​‌ ‌​‌ ‌​‌ ​​‌ ​ ​ ‍‍​‍ ​‍ ‌‍​ ‌‍‍​‌‍‌‌‌‍ ​‌ ​ ‌‍‌‌‌‍​‌‌ ​​‌‍‍‌‌‍‌‌‌ ​‍‌ ​ ​‍ ‍‌ ​ ‌‍​‌‌‍ ‍‌‍‍‌‌ ‌​‌ ‍‌​‍ ‍‌ ​ ‌ ‌​‌ ‌‌‌‍‌​‌‍‍‌‌‍ ​‍ ‌‍‍‌‌‍ ‍‌ ‌​‌‍‌‌‌‍ ‍‌ ‌​​‍ ‌‍‌‌‌‍‌​‌‍‍‌‌ ‌​​‍ ‌‍ ‌‌‍ ‌‍‌​‌‍‌‌​ ‌‌ ​​‌ ​‍‌‍‌‌‌ ​ ‌‍‌‌‌‍ ‍‌ ‌​‌‍​‌‌ ‌​‌‍‍‌‌‍ ‌‍ ‍​ ‍ ‌‍‍‌‌‍‌​​ ‌‌‍‌‍‌‍ ‌‍ ‌ ‌​‌‍‌‌‌ ​‍​ ‍ ‌ ‌​‌ ‍‌‌ ​​‌‍‌‌​ ‌‌‍‌‍‌‍ ‌‍ ‌ ‌​‌‍‌‌‌ ​‍​ ‍ ‌ ​​‌‍​‌‌ ‌​‌‍‍​​ ‌‌‍​ ‌‍ ‌‍ ​‌ ‌‌‌‍ ‌‌‍ ‍‌ ​ ​‍‌‌​ ‌‌‌​​‍‌‌ ‌‍‍ ‌‍‌‌‌ ‍‌​‍‌‌​ ​ ‌​‌​​‍‌‌​ ​ ‌​‌​​‍‌‌​ ​‍​ ​‍‌‍‌‌‌‍​‍​ ​‍​ ‍​‌‍​ ​ ‌‌‌‍​ ‌‍​ ‌‍‌‌‌‍​‍‌‍​‌​ ​‌​‍‌‌​ ​‍​ ​‍​‍‌‌​ ‌‌‌​‌​​‍ ‍‌‍ ​‌‍‍‌‌‍ ‍‌‍‍ ‌ ​ ​‍‌‌​ ‌‌‌​​‍‌‌ ‌‍‍ ‌‍‌‌‌ ‍‌​‍‌‌​ ​ ‌​‌​​‍‌‌​ ​ ‌​‌​​‍‌‌​ ​‍​ ​‍​ ‌​​ ‌ ‌‍‌‍‌‍‌‍​ ​​​ ‌‍​ ‌‌​ ‌​‌‍‌​‌‍‌​​ ​‌‌‍​‍​‍‌‌​ ​‍​ ​‍​‍‌‌​ ‌‌‌​‌​​‍ ‍‌‍ ‍‌‍​‌‌‍ ‌‌‍‌‌​ ‌‍​‍‌‍​‌‌ ​ ‌‍‌‌‌‌‌‌‌ ​‍‌‍ ​​ ‌‌‍‍​‌ ‌​‌ ‌​‌ ​​‌ ​ ​‍‌‌​ ​ ‌​​‌​‍‌‌​ ​‍‌​‌‍​‍‌‌​ ​‍‌​‌‍‌‍​ ‌‍‍​‌‍‌‌‌‍ ​‌ ​ ‌‍‌‌‌‍​‌‌ ​​‌‍‍‌‌‍‌‌‌ ​‍‌ ​ ​‍ ‍‌ ​ ‌‍​‌‌‍ ‍‌‍‍‌‌ ‌​‌ ‍‌​‍ ‍‌ ​ ‌ ‌​‌ ‌‌‌‍‌​‌‍‍‌‌‍ ​‍‌‍‌‍‍‌‌‍‌​​ ‌‌‍‌‍‌‍ ‌‍ ‌ ‌​‌‍‌‌‌ ​‍​‍‌‍‌ ‌​‌ ‍‌‌ ​​‌‍‌‌​ ‌‌‍‌‍‌‍ ‌‍ ‌ ‌​‌‍‌‌‌ ​‍​‍‌‍‌ ​​‌‍​‌‌ ‌​‌‍‍​​ ‌‌‍​ ‌‍ ‌‍ ​‌ ‌‌‌‍ ‌‌‍ ‍‌ ​ ​‍‌‌​ ‌‌‌​​‍‌‌ ‌‍‍ ‌‍‌‌‌ ‍‌​‍‌‌​ ​ ‌​‌​​‍‌‌​ ​ ‌​‌​​‍‌‌​ ​‍​ ​‍‌‍‌‌‌‍​‍​ ​‍​ ‍​‌‍​ ​ ‌‌‌‍​ ‌‍​ ‌‍‌‌‌‍​‍‌‍​‌​ ​‌​‍‌‌​ ​‍​ ​‍​‍‌‌​ ‌‌‌​‌​​‍ ‍‌‍ ​‌‍‍‌‌‍ ‍‌‍‍ ‌ ​ ​‍‌‌​ ‌‌‌​​‍‌‌ ‌‍‍ ‌‍‌‌‌ ‍‌​‍‌‌​ ​ ‌​‌​​‍‌‌​ ​ ‌​‌​​‍‌‌​ ​‍​ ​‍​ ‌​​ ‌ ‌‍‌‍‌‍‌‍​ ​​​ ‌‍​ ‌‌​ ‌​‌‍‌​‌‍‌​​ ​‌‌‍​‍​‍‌‌​ ​‍​ ​‍​‍‌‌​ ‌‌‌​‌​​‍ ‍‌‍ ‍‌‍​‌‌‍ ‌‌‍‌‌​‍‌‍‌ ​​‌‍‌‌‌ ​‍‌ ​ ‌ ​​‌‍‌‌‌‍​ ‌ ‌​‌‍‍‌‌ ‌‍‌‍‌‌​ ‌‌ ​​‌ ‌‌‌‍​‍‌‍ ​‌‍‍‌‌ ​ ‌‍‍​‌‍‌‌‌‍‌​​‍​‍‌ ‌
Swim​​​​‌ ‍ ​‍​‍‌‍ ‌ ​‍‌‍‍‌‌‍‌ ‌‍‍‌‌‍ ‍​‍​‍​ ‍‍​‍​‍‌ ​ ‌‍​‌‌‍ ‍‌‍‍‌‌ ‌​‌ ‍‌​‍ ‍‌‍‍‌‌‍ ​‍​‍​‍ ​​‍​‍‌‍‍​‌ ​‍‌‍‌‌‌‍‌‍​‍​‍​ ‍‍​‍​‍‌‍‍​‌ ‌​‌ ‌​‌ ​​‌ ​ ​ ‍‍​‍ ​‍ ‌‍​ ‌‍‍​‌‍‌‌‌‍ ​‌ ​ ‌‍‌‌‌‍​‌‌ ​​‌‍‍‌‌‍‌‌‌ ​‍‌ ​ ​‍ ‍‌ ​ ‌‍​‌‌‍ ‍‌‍‍‌‌ ‌​‌ ‍‌​‍ ‍‌ ​ ‌ ‌​‌ ‌‌‌‍‌​‌‍‍‌‌‍ ​‍ ‌‍‍‌‌‍ ‍‌ ‌​‌‍‌‌‌‍ ‍‌ ‌​​‍ ‌‍‌‌‌‍‌​‌‍‍‌‌ ‌​​‍ ‌‍ ‌‌‍ ‌‍‌​‌‍‌‌​ ‌‌ ​​‌ ​‍‌‍‌‌‌ ​ ‌‍‌‌‌‍ ‍‌ ‌​‌‍​‌‌ ‌​‌‍‍‌‌‍ ‌‍ ‍​ ‍ ‌‍‍‌‌‍‌​​ ‌‌‍‌‍‌‍ ‌‍ ‌ ‌​‌‍‌‌‌ ​‍​ ‍ ‌ ‌​‌ ‍‌‌ ​​‌‍‌‌​ ‌‌‍‌‍‌‍ ‌‍ ‌ ‌​‌‍‌‌‌ ​‍​ ‍ ‌ ​​‌‍​‌‌ ‌​‌‍‍​​ ‌‌‍​ ‌‍ ‌‍ ​‌ ‌‌‌‍ ‌‌‍ ‍‌ ​ ​‍‌‌​ ‌‌‌​​‍‌‌ ‌‍‍ ‌‍‌‌‌ ‍‌​‍‌‌​ ​ ‌​‌​​‍‌‌​ ​ ‌​‌​​‍‌‌​ ​‍​ ​‍‌‍‌‌‌‍​‍​ ​‍​ ‍​‌‍​ ​ ‌‌‌‍​ ‌‍​ ‌‍‌‌‌‍​‍‌‍​‌​ ​‌​‍‌‌​ ​‍​ ​‍​‍‌‌​ ‌‌‌​‌​​‍ ‍‌‍ ​‌‍‍‌‌‍ ‍‌‍‍ ‌ ​ ​‍‌‌​ ‌‌‌​​‍‌‌ ‌‍‍ ‌‍‌‌‌ ‍‌​‍‌‌​ ​ ‌​‌​​‍‌‌​ ​ ‌​‌​​‍‌‌​ ​‍​ ​‍‌‍‌‍‌‍‌‍​ ​​​ ‌‌​ ‌‌​ ‌​​ ​‍‌‍​ ​ ​‌​ ​ ‌‍​ ‌‍​‌‌‍​ ‌‍‌‌​ ‌‍​ ​‌​ ​ ‌‍​ ‌‍​‍​ ‌​​ ‍​‌‍‌​​ ‍​​ ‌‍​ ‌‌‌‍​‍​ ‌​​ ‌​​ ​‌​ ‍‌​ ‍‌‌‍​ ​‍‌‌​ ​‍​ ​‍​‍‌‌​ ‌‌‌​‌​​‍ ‍‌‍ ‍‌‍​‌‌‍ ‌‌‍‌‌​ ‌‍​‍‌‍​‌‌ ​ ‌‍‌‌‌‌‌‌‌ ​‍‌‍ ​​ ‌‌‍‍​‌ ‌​‌ ‌​‌ ​​‌ ​ ​‍‌‌​ ​ ‌​​‌​‍‌‌​ ​‍‌​‌‍​‍‌‌​ ​‍‌​‌‍‌‍​ ‌‍‍​‌‍‌‌‌‍ ​‌ ​ ‌‍‌‌‌‍​‌‌ ​​‌‍‍‌‌‍‌‌‌ ​‍‌ ​ ​‍ ‍‌ ​ ‌‍​‌‌‍ ‍‌‍‍‌‌ ‌​‌ ‍‌​‍ ‍‌ ​ ‌ ‌​‌ ‌‌‌‍‌​‌‍‍‌‌‍ ​‍‌‍‌‍‍‌‌‍‌​​ ‌‌‍‌‍‌‍ ‌‍ ‌ ‌​‌‍‌‌‌ ​‍​‍‌‍‌ ‌​‌ ‍‌‌ ​​‌‍‌‌​ ‌‌‍‌‍‌‍ ‌‍ ‌ ‌​‌‍‌‌‌ ​‍​‍‌‍‌ ​​‌‍​‌‌ ‌​‌‍‍​​ ‌‌‍​ ‌‍ ‌‍ ​‌ ‌‌‌‍ ‌‌‍ ‍‌ ​ ​‍‌‌​ ‌‌‌​​‍‌‌ ‌‍‍ ‌‍‌‌‌ ‍‌​‍‌‌​ ​ ‌​‌​​‍‌‌​ ​ ‌​‌​​‍‌‌​ ​‍​ ​‍‌‍‌‌‌‍​‍​ ​‍​ ‍​‌‍​ ​ ‌‌‌‍​ ‌‍​ ‌‍‌‌‌‍​‍‌‍​‌​ ​‌​‍‌‌​ ​‍​ ​‍​‍‌‌​ ‌‌‌​‌​​‍ ‍‌‍ ​‌‍‍‌‌‍ ‍‌‍‍ ‌ ​ ​‍‌‌​ ‌‌‌​​‍‌‌ ‌‍‍ ‌‍‌‌‌ ‍‌​‍‌‌​ ​ ‌​‌​​‍‌‌​ ​ ‌​‌​​‍‌‌​ ​‍​ ​‍‌‍‌‍‌‍‌‍​ ​​​ ‌‌​ ‌‌​ ‌​​ ​‍‌‍​ ​ ​‌​ ​ ‌‍​ ‌‍​‌‌‍​ ‌‍‌‌​ ‌‍​ ​‌​ ​ ‌‍​ ‌‍​‍​ ‌​​ ‍​‌‍‌​​ ‍​​ ‌‍​ ‌‌‌‍​‍​ ‌​​ ‌​​ ​‌​ ‍‌​ ‍‌‌‍​ ​‍‌‌​ ​‍​ ​‍​‍‌‌​ ‌‌‌​‌​​‍ ‍‌‍ ‍‌‍​‌‌‍ ‌‌‍‌‌​‍‌‍‌ ​​‌‍‌‌‌ ​‍‌ ​ ‌ ​​‌‍‌‌‌‍​ ‌ ‌​‌‍‍‌‌ ‌‍‌‍‌‌​ ‌‌ ​​‌ ‌‌‌‍​‍‌‍ ​‌‍‍‌‌ ​ ‌‍‍​‌‍‌‌‌‍‌​​‍​‍‌ ‌
Golf Club​​​​‌ ‍ ​‍​‍‌‍ ‌ ​‍‌‍‍‌‌‍‌ ‌‍‍‌‌‍ ‍​‍​‍​ ‍‍​‍​‍‌ ​ ‌‍​‌‌‍ ‍‌‍‍‌‌ ‌​‌ ‍‌​‍ ‍‌‍‍‌‌‍ ​‍​‍​‍ ​​‍​‍‌‍‍​‌ ​‍‌‍‌‌‌‍‌‍​‍​‍​ ‍‍​‍​‍‌‍‍​‌ ‌​‌ ‌​‌ ​​‌ ​ ​ ‍‍​‍ ​‍ ‌‍​ ‌‍‍​‌‍‌‌‌‍ ​‌ ​ ‌‍‌‌‌‍​‌‌ ​​‌‍‍‌‌‍‌‌‌ ​‍‌ ​ ​‍ ‍‌ ​ ‌‍​‌‌‍ ‍‌‍‍‌‌ ‌​‌ ‍‌​‍ ‍‌ ​ ‌ ‌​‌ ‌‌‌‍‌​‌‍‍‌‌‍ ​‍ ‌‍‍‌‌‍ ‍‌ ‌​‌‍‌‌‌‍ ‍‌ ‌​​‍ ‌‍‌‌‌‍‌​‌‍‍‌‌ ‌​​‍ ‌‍ ‌‌‍ ‌‍‌​‌‍‌‌​ ‌‌ ​​‌ ​‍‌‍‌‌‌ ​ ‌‍‌‌‌‍ ‍‌ ‌​‌‍​‌‌ ‌​‌‍‍‌‌‍ ‌‍ ‍​ ‍ ‌‍‍‌‌‍‌​​ ‌‌‍‌‍‌‍ ‌‍ ‌ ‌​‌‍‌‌‌ ​‍​ ‍ ‌ ‌​‌ ‍‌‌ ​​‌‍‌‌​ ‌‌‍‌‍‌‍ ‌‍ ‌ ‌​‌‍‌‌‌ ​‍​ ‍ ‌ ​​‌‍​‌‌ ‌​‌‍‍​​ ‌‌‍​ ‌‍ ‌‍ ​‌ ‌‌‌‍ ‌‌‍ ‍‌ ​ ​‍‌‌​ ‌‌‌​​‍‌‌ ‌‍‍ ‌‍‌‌‌ ‍‌​‍‌‌​ ​ ‌​‌​​‍‌‌​ ​ ‌​‌​​‍‌‌​ ​‍​ ​‍‌‍‌‌‌‍​‍​ ​‍​ ‍​‌‍​ ​ ‌‌‌‍​ ‌‍​ ‌‍‌‌‌‍​‍‌‍​‌​ ​‌​‍‌‌​ ​‍​ ​‍​‍‌‌​ ‌‌‌​‌​​‍ ‍‌‍ ​‌‍‍‌‌‍ ‍‌‍‍ ‌ ​ ​‍‌‌​ ‌‌‌​​‍‌‌ ‌‍‍ ‌‍‌‌‌ ‍‌​‍‌‌​ ​ ‌​‌​​‍‌‌​ ​ ‌​‌​​‍‌‌​ ​‍​ ​‍​ ‌​‌‍‌‌​ ‌‍‌‍‌​​ ​‍​ ‌‍​ ​‍‌‍‌‍‌‍​‌‌‍​ ‌‍​ ‌‍​ ​‍‌‌​ ​‍​ ​‍​‍‌‌​ ‌‌‌​‌​​‍ ‍‌‍ ‍‌‍​‌‌‍ ‌‌‍‌‌​ ‌‍​‍‌‍​‌‌ ​ ‌‍‌‌‌‌‌‌‌ ​‍‌‍ ​​ ‌‌‍‍​‌ ‌​‌ ‌​‌ ​​‌ ​ ​‍‌‌​ ​ ‌​​‌​‍‌‌​ ​‍‌​‌‍​‍‌‌​ ​‍‌​‌‍‌‍​ ‌‍‍​‌‍‌‌‌‍ ​‌ ​ ‌‍‌‌‌‍​‌‌ ​​‌‍‍‌‌‍‌‌‌ ​‍‌ ​ ​‍ ‍‌ ​ ‌‍​‌‌‍ ‍‌‍‍‌‌ ‌​‌ ‍‌​‍ ‍‌ ​ ‌ ‌​‌ ‌‌‌‍‌​‌‍‍‌‌‍ ​‍‌‍‌‍‍‌‌‍‌​​ ‌‌‍‌‍‌‍ ‌‍ ‌ ‌​‌‍‌‌‌ ​‍​‍‌‍‌ ‌​‌ ‍‌‌ ​​‌‍‌‌​ ‌‌‍‌‍‌‍ ‌‍ ‌ ‌​‌‍‌‌‌ ​‍​‍‌‍‌ ​​‌‍​‌‌ ‌​‌‍‍​​ ‌‌‍​ ‌‍ ‌‍ ​‌ ‌‌‌‍ ‌‌‍ ‍‌ ​ ​‍‌‌​ ‌‌‌​​‍‌‌ ‌‍‍ ‌‍‌‌‌ ‍‌​‍‌‌​ ​ ‌​‌​​‍‌‌​ ​ ‌​‌​​‍‌‌​ ​‍​ ​‍‌‍‌‌‌‍​‍​ ​‍​ ‍​‌‍​ ​ ‌‌‌‍​ ‌‍​ ‌‍‌‌‌‍​‍‌‍​‌​ ​‌​‍‌‌​ ​‍​ ​‍​‍‌‌​ ‌‌‌​‌​​‍ ‍‌‍ ​‌‍‍‌‌‍ ‍‌‍‍ ‌ ​ ​‍‌‌​ ‌‌‌​​‍‌‌ ‌‍‍ ‌‍‌‌‌ ‍‌​‍‌‌​ ​ ‌​‌​​‍‌‌​ ​ ‌​‌​​‍‌‌​ ​‍​ ​‍​ ‌​‌‍‌‌​ ‌‍‌‍‌​​ ​‍​ ‌‍​ ​‍‌‍‌‍‌‍​‌‌‍​ ‌‍​ ‌‍​ ​‍‌‌​ ​‍​ ​‍​‍‌‌​ ‌‌‌​‌​​‍ ‍‌‍ ‍‌‍​‌‌‍ ‌‌‍‌‌​‍‌‍‌ ​​‌‍‌‌‌ ​‍‌ ​ ‌ ​​‌‍‌‌‌‍​ ‌ ‌​‌‍‍‌‌ ‌‍‌‍‌‌​ ‌‌ ​​‌ ‌‌‌‍​‍‌‍ ​‌‍‍‌‌ ​ ‌‍‍​‌‍‌‌‌‍‌​​‍​‍‌ ‌
Athletic Club​​​​‌ ‍ ​‍​‍‌‍ ‌ ​‍‌‍‍‌‌‍‌ ‌‍‍‌‌‍ ‍​‍​‍​ ‍‍​‍​‍‌ ​ ‌‍​‌‌‍ ‍‌‍‍‌‌ ‌​‌ ‍‌​‍ ‍‌‍‍‌‌‍ ​‍​‍​‍ ​​‍​‍‌‍‍​‌ ​‍‌‍‌‌‌‍‌‍​‍​‍​ ‍‍​‍​‍‌‍‍​‌ ‌​‌ ‌​‌ ​​‌ ​ ​ ‍‍​‍ ​‍ ‌‍​ ‌‍‍​‌‍‌‌‌‍ ​‌ ​ ‌‍‌‌‌‍​‌‌ ​​‌‍‍‌‌‍‌‌‌ ​‍‌ ​ ​‍ ‍‌ ​ ‌‍​‌‌‍ ‍‌‍‍‌‌ ‌​‌ ‍‌​‍ ‍‌ ​ ‌ ‌​‌ ‌‌‌‍‌​‌‍‍‌‌‍ ​‍ ‌‍‍‌‌‍ ‍‌ ‌​‌‍‌‌‌‍ ‍‌ ‌​​‍ ‌‍‌‌‌‍‌​‌‍‍‌‌ ‌​​‍ ‌‍ ‌‌‍ ‌‍‌​‌‍‌‌​ ‌‌ ​​‌ ​‍‌‍‌‌‌ ​ ‌‍‌‌‌‍ ‍‌ ‌​‌‍​‌‌ ‌​‌‍‍‌‌‍ ‌‍ ‍​ ‍ ‌‍‍‌‌‍‌​​ ‌‌‍‌‍‌‍ ‌‍ ‌ ‌​‌‍‌‌‌ ​‍​ ‍ ‌ ‌​‌ ‍‌‌ ​​‌‍‌‌​ ‌‌‍‌‍‌‍ ‌‍ ‌ ‌​‌‍‌‌‌ ​‍​ ‍ ‌ ​​‌‍​‌‌ ‌​‌‍‍​​ ‌‌‍​ ‌‍ ‌‍ ​‌ ‌‌‌‍ ‌‌‍ ‍‌ ​ ​‍‌‌​ ‌‌‌​​‍‌‌ ‌‍‍ ‌‍‌‌‌ ‍‌​‍‌‌​ ​ ‌​‌​​‍‌‌​ ​ ‌​‌​​‍‌‌​ ​‍​ ​‍‌‍‌‌‌‍​‍​ ​‍​ ‍​‌‍​ ​ ‌‌‌‍​ ‌‍​ ‌‍‌‌‌‍​‍‌‍​‌​ ​‌​‍‌‌​ ​‍​ ​‍​‍‌‌​ ‌‌‌​‌​​‍ ‍‌‍ ​‌‍‍‌‌‍ ‍‌‍‍ ‌ ​ ​‍‌‌​ ‌‌‌​​‍‌‌ ‌‍‍ ‌‍‌‌‌ ‍‌​‍‌‌​ ​ ‌​‌​​‍‌‌​ ​ ‌​‌​​‍‌‌​ ​‍​ ​‍​ ‍​‌‍​‌​ ​ ​ ‌​‌‍​‌​ ‌ ‌‍‌​‌‍​‌​ ​ ​ ‍​‌‍‌‌‌‍​ ​‍‌‌​ ​‍​ ​‍​‍‌‌​ ‌‌‌​‌​​‍ ‍‌‍ ‍‌‍​‌‌‍ ‌‌‍‌‌​ ‌‍​‍‌‍​‌‌ ​ ‌‍‌‌‌‌‌‌‌ ​‍‌‍ ​​ ‌‌‍‍​‌ ‌​‌ ‌​‌ ​​‌ ​ ​‍‌‌​ ​ ‌​​‌​‍‌‌​ ​‍‌​‌‍​‍‌‌​ ​‍‌​‌‍‌‍​ ‌‍‍​‌‍‌‌‌‍ ​‌ ​ ‌‍‌‌‌‍​‌‌ ​​‌‍‍‌‌‍‌‌‌ ​‍‌ ​ ​‍ ‍‌ ​ ‌‍​‌‌‍ ‍‌‍‍‌‌ ‌​‌ ‍‌​‍ ‍‌ ​ ‌ ‌​‌ ‌‌‌‍‌​‌‍‍‌‌‍ ​‍‌‍‌‍‍‌‌‍‌​​ ‌‌‍‌‍‌‍ ‌‍ ‌ ‌​‌‍‌‌‌ ​‍​‍‌‍‌ ‌​‌ ‍‌‌ ​​‌‍‌‌​ ‌‌‍‌‍‌‍ ‌‍ ‌ ‌​‌‍‌‌‌ ​‍​‍‌‍‌ ​​‌‍​‌‌ ‌​‌‍‍​​ ‌‌‍​ ‌‍ ‌‍ ​‌ ‌‌‌‍ ‌‌‍ ‍‌ ​ ​‍‌‌​ ‌‌‌​​‍‌‌ ‌‍‍ ‌‍‌‌‌ ‍‌​‍‌‌​ ​ ‌​‌​​‍‌‌​ ​ ‌​‌​​‍‌‌​ ​‍​ ​‍‌‍‌‌‌‍​‍​ ​‍​ ‍​‌‍​ ​ ‌‌‌‍​ ‌‍​ ‌‍‌‌‌‍​‍‌‍​‌​ ​‌​‍‌‌​ ​‍​ ​‍​‍‌‌​ ‌‌‌​‌​​‍ ‍‌‍ ​‌‍‍‌‌‍ ‍‌‍‍ ‌ ​ ​‍‌‌​ ‌‌‌​​‍‌‌ ‌‍‍ ‌‍‌‌‌ ‍‌​‍‌‌​ ​ ‌​‌​​‍‌‌​ ​ ‌​‌​​‍‌‌​ ​‍​ ​‍​ ‍​‌‍​‌​ ​ ​ ‌​‌‍​‌​ ‌ ‌‍‌​‌‍​‌​ ​ ​ ‍​‌‍‌‌‌‍​ ​‍‌‌​ ​‍​ ​‍​‍‌‌​ ‌‌‌​‌​​‍ ‍‌‍ ‍‌‍​‌‌‍ ‌‌‍‌‌​‍‌‍‌ ​​‌‍‌‌‌ ​‍‌ ​ ‌ ​​‌‍‌‌‌‍​ ‌ ‌​‌‍‍‌‌ ‌‍‌‍‌‌​ ‌‌ ​​‌ ‌‌‌‍​‍‌‍ ​‌‍‍‌‌ ​ ‌‍‍​‌‍‌‌‌‍‌​​‍​‍‌ ‌
Marina​​​​‌ ‍ ​‍​‍‌‍ ‌ ​‍‌‍‍‌‌‍‌ ‌‍‍‌‌‍ ‍​‍​‍​ ‍‍​‍​‍‌ ​ ‌‍​‌‌‍ ‍‌‍‍‌‌ ‌​‌ ‍‌​‍ ‍‌‍‍‌‌‍ ​‍​‍​‍ ​​‍​‍‌‍‍​‌ ​‍‌‍‌‌‌‍‌‍​‍​‍​ ‍‍​‍​‍‌‍‍​‌ ‌​‌ ‌​‌ ​​‌ ​ ​ ‍‍​‍ ​‍ ‌‍​ ‌‍‍​‌‍‌‌‌‍ ​‌ ​ ‌‍‌‌‌‍​‌‌ ​​‌‍‍‌‌‍‌‌‌ ​‍‌ ​ ​‍ ‍‌ ​ ‌‍​‌‌‍ ‍‌‍‍‌‌ ‌​‌ ‍‌​‍ ‍‌ ​ ‌ ‌​‌ ‌‌‌‍‌​‌‍‍‌‌‍ ​‍ ‌‍‍‌‌‍ ‍‌ ‌​‌‍‌‌‌‍ ‍‌ ‌​​‍ ‌‍‌‌‌‍‌​‌‍‍‌‌ ‌​​‍ ‌‍ ‌‌‍ ‌‍‌​‌‍‌‌​ ‌‌ ​​‌ ​‍‌‍‌‌‌ ​ ‌‍‌‌‌‍ ‍‌ ‌​‌‍​‌‌ ‌​‌‍‍‌‌‍ ‌‍ ‍​ ‍ ‌‍‍‌‌‍‌​​ ‌‌‍‌‍‌‍ ‌‍ ‌ ‌​‌‍‌‌‌ ​‍​ ‍ ‌ ‌​‌ ‍‌‌ ​​‌‍‌‌​ ‌‌‍‌‍‌‍ ‌‍ ‌ ‌​‌‍‌‌‌ ​‍​ ‍ ‌ ​​‌‍​‌‌ ‌​‌‍‍​​ ‌‌‍​ ‌‍ ‌‍ ​‌ ‌‌‌‍ ‌‌‍ ‍‌ ​ ​‍‌‌​ ‌‌‌​​‍‌‌ ‌‍‍ ‌‍‌‌‌ ‍‌​‍‌‌​ ​ ‌​‌​​‍‌‌​ ​ ‌​‌​​‍‌‌​ ​‍​ ​‍‌‍‌‌‌‍​‍​ ​‍​ ‍​‌‍​ ​ ‌‌‌‍​ ‌‍​ ‌‍‌‌‌‍​‍‌‍​‌​ ​‌​‍‌‌​ ​‍​ ​‍​‍‌‌​ ‌‌‌​‌​​‍ ‍‌‍ ​‌‍‍‌‌‍ ‍‌‍‍ ‌ ​ ​‍‌‌​ ‌‌‌​​‍‌‌ ‌‍‍ ‌‍‌‌‌ ‍‌​‍‌‌​ ​ ‌​‌​​‍‌‌​ ​ ‌​‌​​‍‌‌​ ​‍​ ​‍​ ‌‍​ ‌‌​ ‌‍​ ‌‌‌‍‌‌‌‍‌‍‌‍​‌​ ​​​ ‌‍​ ‌‌​ ‌​‌‍‌​​‍‌‌​ ​‍​ ​‍​‍‌‌​ ‌‌‌​‌​​‍ ‍‌‍ ‍‌‍​‌‌‍ ‌‌‍‌‌​ ‌‍​‍‌‍​‌‌ ​ ‌‍‌‌‌‌‌‌‌ ​‍‌‍ ​​ ‌‌‍‍​‌ ‌​‌ ‌​‌ ​​‌ ​ ​‍‌‌​ ​ ‌​​‌​‍‌‌​ ​‍‌​‌‍​‍‌‌​ ​‍‌​‌‍‌‍​ ‌‍‍​‌‍‌‌‌‍ ​‌ ​ ‌‍‌‌‌‍​‌‌ ​​‌‍‍‌‌‍‌‌‌ ​‍‌ ​ ​‍ ‍‌ ​ ‌‍​‌‌‍ ‍‌‍‍‌‌ ‌​‌ ‍‌​‍ ‍‌ ​ ‌ ‌​‌ ‌‌‌‍‌​‌‍‍‌‌‍ ​‍‌‍‌‍‍‌‌‍‌​​ ‌‌‍‌‍‌‍ ‌‍ ‌ ‌​‌‍‌‌‌ ​‍​‍‌‍‌ ‌​‌ ‍‌‌ ​​‌‍‌‌​ ‌‌‍‌‍‌‍ ‌‍ ‌ ‌​‌‍‌‌‌ ​‍​‍‌‍‌ ​​‌‍​‌‌ ‌​‌‍‍​​ ‌‌‍​ ‌‍ ‌‍ ​‌ ‌‌‌‍ ‌‌‍ ‍‌ ​ ​‍‌‌​ ‌‌‌​​‍‌‌ ‌‍‍ ‌‍‌‌‌ ‍‌​‍‌‌​ ​ ‌​‌​​‍‌‌​ ​ ‌​‌​​‍‌‌​ ​‍​ ​‍‌‍‌‌‌‍​‍​ ​‍​ ‍​‌‍​ ​ ‌‌‌‍​ ‌‍​ ‌‍‌‌‌‍​‍‌‍​‌​ ​‌​‍‌‌​ ​‍​ ​‍​‍‌‌​ ‌‌‌​‌​​‍ ‍‌‍ ​‌‍‍‌‌‍ ‍‌‍‍ ‌ ​ ​‍‌‌​ ‌‌‌​​‍‌‌ ‌‍‍ ‌‍‌‌‌ ‍‌​‍‌‌​ ​ ‌​‌​​‍‌‌​ ​ ‌​‌​​‍‌‌​ ​‍​ ​‍​ ‌‍​ ‌‌​ ‌‍​ ‌‌‌‍‌‌‌‍‌‍‌‍​‌​ ​​​ ‌‍​ ‌‌​ ‌​‌‍‌​​‍‌‌​ ​‍​ ​‍​‍‌‌​ ‌‌‌​‌​​‍ ‍‌‍ ‍‌‍​‌‌‍ ‌‌‍‌‌​‍‌‍‌ ​​‌‍‌‌‌ ​‍‌ ​ ‌ ​​‌‍‌‌‌‍​ ‌ ‌​‌‍‍‌‌ ‌‍‌‍‌‌​ ‌‌ ​​‌ ‌‌‌‍​‍‌‍ ​‌‍‍‌‌ ​ ‌‍‍​‌‍‌‌‌‍‌​​‍​‍‌ ‌
Company​​​​‌ ‍ ​‍​‍‌‍ ‌ ​‍‌‍‍‌‌‍‌ ‌‍‍‌‌‍ ‍​‍​‍​ ‍‍​‍​‍‌ ​ ‌‍​‌‌‍ ‍‌‍‍‌‌ ‌​‌ ‍‌​‍ ‍‌‍‍‌‌‍ ​‍​‍​‍ ​​‍​‍‌‍‍​‌ ​‍‌‍‌‌‌‍‌‍​‍​‍​ ‍‍​‍​‍‌‍‍​‌ ‌​‌ ‌​‌ ​​‌ ​ ​ ‍‍​‍ ​‍ ‌‍​ ‌‍‍​‌‍‌‌‌‍ ​‌ ​ ‌‍‌‌‌‍​‌‌ ​​‌‍‍‌‌‍‌‌‌ ​‍‌ ​ ​‍ ‍‌ ​ ‌‍​‌‌‍ ‍‌‍‍‌‌ ‌​‌ ‍‌​‍ ‍‌ ​ ‌ ‌​‌ ‌‌‌‍‌​‌‍‍‌‌‍ ​‍ ‌‍‍‌‌‍ ‍‌ ‌​‌‍‌‌‌‍ ‍‌ ‌​​‍ ‌‍‌‌‌‍‌​‌‍‍‌‌ ‌​​‍ ‌‍ ‌‌‍ ‌‍‌​‌‍‌‌​ ‌‌ ​​‌ ​‍‌‍‌‌‌ ​ ‌‍‌‌‌‍ ‍‌ ‌​‌‍​‌‌ ‌​‌‍‍‌‌‍ ‌‍ ‍​ ‍ ‌‍‍‌‌‍‌​​ ‌‌‍‌‍‌‍ ‌‍ ‌ ‌​‌‍‌‌‌ ​‍​ ‍ ‌ ‌​‌ ‍‌‌ ​​‌‍‌‌​ ‌‌‍‌‍‌‍ ‌‍ ‌ ‌​‌‍‌‌‌ ​‍​ ‍ ‌ ​​‌‍​‌‌ ‌​‌‍‍​​ ‌‌‍​ ‌‍ ‌‍ ​‌ ‌‌‌‍ ‌‌‍ ‍‌ ​ ​‍‌‌​ ‌‌‌​​‍‌‌ ‌‍‍ ‌‍‌‌‌ ‍‌​‍‌‌​ ​ ‌​‌​​‍‌‌​ ​ ‌​‌​​‍‌‌​ ​‍​ ​‍‌‍​ ​ ​ ​ ‌​​ ​​‌‍​ ​ ‌‍‌‍‌​​ ‌​‌‍‌‍‌‍‌‌‌‍‌‌‌‍‌​​‍‌‌​ ​‍​ ​‍​‍‌‌​ ‌‌‌​‌​​‍ ‍‌ ‌​‌‍‍‌‌ ‌​‌‍ ​‌‍‌‌​ ‌‍​‍‌‍​‌‌ ​ ‌‍‌‌‌‌‌‌‌ ​‍‌‍ ​​ ‌‌‍‍​‌ ‌​‌ ‌​‌ ​​‌ ​ ​‍‌‌​ ​ ‌​​‌​‍‌‌​ ​‍‌​‌‍​‍‌‌​ ​‍‌​‌‍‌‍​ ‌‍‍​‌‍‌‌‌‍ ​‌ ​ ‌‍‌‌‌‍​‌‌ ​​‌‍‍‌‌‍‌‌‌ ​‍‌ ​ ​‍ ‍‌ ​ ‌‍​‌‌‍ ‍‌‍‍‌‌ ‌​‌ ‍‌​‍ ‍‌ ​ ‌ ‌​‌ ‌‌‌‍‌​‌‍‍‌‌‍ ​‍‌‍‌‍‍‌‌‍‌​​ ‌‌‍‌‍‌‍ ‌‍ ‌ ‌​‌‍‌‌‌ ​‍​‍‌‍‌ ‌​‌ ‍‌‌ ​​‌‍‌‌​ ‌‌‍‌‍‌‍ ‌‍ ‌ ‌​‌‍‌‌‌ ​‍​‍‌‍‌ ​​‌‍​‌‌ ‌​‌‍‍​​ ‌‌‍​ ‌‍ ‌‍ ​‌ ‌‌‌‍ ‌‌‍ ‍‌ ​ ​‍‌‌​ ‌‌‌​​‍‌‌ ‌‍‍ ‌‍‌‌‌ ‍‌​‍‌‌​ ​ ‌​‌​​‍‌‌​ ​ ‌​‌​​‍‌‌​ ​‍​ ​‍‌‍​ ​ ​ ​ ‌​​ ​​‌‍​ ​ ‌‍‌‍‌​​ ‌​‌‍‌‍‌‍‌‌‌‍‌‌‌‍‌​​‍‌‌​ ​‍​ ​‍​‍‌‌​ ‌‌‌​‌​​‍ ‍‌ ‌​‌‍‍‌‌ ‌​‌‍ ​‌‍‌‌​‍‌‍‌ ​​‌‍‌‌‌ ​‍‌ ​ ‌ ​​‌‍‌‌‌‍​ ‌ ‌​‌‍‍‌‌ ‌‍‌‍‌‌​ ‌‌ ​​‌ ‌‌‌‍​‍‌‍ ​‌‍‍‌‌ ​ ‌‍‍​‌‍‌‌‌‍‌​​‍​‍‌ ‌
Privacy Policy​​​​‌ ‍ ​‍​‍‌‍ ‌ ​‍‌‍‍‌‌‍‌ ‌‍‍‌‌‍ ‍​‍​‍​ ‍‍​‍​‍‌ ​ ‌‍​‌‌‍ ‍‌‍‍‌‌ ‌​‌ ‍‌​‍ ‍‌‍‍‌‌‍ ​‍​‍​‍ ​​‍​‍‌‍‍​‌ ​‍‌‍‌‌‌‍‌‍​‍​‍​ ‍‍​‍​‍‌‍‍​‌ ‌​‌ ‌​‌ ​​‌ ​ ​ ‍‍​‍ ​‍ ‌‍​ ‌‍‍​‌‍‌‌‌‍ ​‌ ​ ‌‍‌‌‌‍​‌‌ ​​‌‍‍‌‌‍‌‌‌ ​‍‌ ​ ​‍ ‍‌ ​ ‌‍​‌‌‍ ‍‌‍‍‌‌ ‌​‌ ‍‌​‍ ‍‌ ​ ‌ ‌​‌ ‌‌‌‍‌​‌‍‍‌‌‍ ​‍ ‌‍‍‌‌‍ ‍‌ ‌​‌‍‌‌‌‍ ‍‌ ‌​​‍ ‌‍‌‌‌‍‌​‌‍‍‌‌ ‌​​‍ ‌‍ ‌‌‍ ‌‍‌​‌‍‌‌​ ‌‌ ​​‌ ​‍‌‍‌‌‌ ​ ‌‍‌‌‌‍ ‍‌ ‌​‌‍​‌‌ ‌​‌‍‍‌‌‍ ‌‍ ‍​ ‍ ‌‍‍‌‌‍‌​​ ‌‌‍‌‍‌‍ ‌‍ ‌ ‌​‌‍‌‌‌ ​‍​ ‍ ‌ ‌​‌ ‍‌‌ ​​‌‍‌‌​ ‌‌‍‌‍‌‍ ‌‍ ‌ ‌​‌‍‌‌‌ ​‍​ ‍ ‌ ​​‌‍​‌‌ ‌​‌‍‍​​ ‌‌‍​ ‌‍ ‌‍ ​‌ ‌‌‌‍ ‌‌‍ ‍‌ ​ ​‍‌‌​ ‌‌‌​​‍‌‌ ‌‍‍ ‌‍‌‌‌ ‍‌​‍‌‌​ ​ ‌​‌​​‍‌‌​ ​ ‌​‌​​‍‌‌​ ​‍​ ​‍‌‍​ ​ ​ ​ ‌​​ ​​‌‍​ ​ ‌‍‌‍‌​​ ‌​‌‍‌‍‌‍‌‌‌‍‌‌‌‍‌​​‍‌‌​ ​‍​ ​‍​‍‌‌​ ‌‌‌​‌​​‍ ‍‌‍ ​‌‍‍‌‌‍ ‍‌‍‍ ‌ ​ ​‍‌‌​ ‌‌‌​​‍‌‌ ‌‍‍ ‌‍‌‌‌ ‍‌​‍‌‌​ ​ ‌​‌​​‍‌‌​ ​ ‌​‌​​‍‌‌​ ​‍​ ​‍​ ​​​ ‍‌‌‍‌‌​ ‍​​ ‍‌​ ​‍‌‍​‍‌‍​‍​ ​‍​ ‍​‌‍​‌​ ​​​‍‌‌​ ​‍​ ​‍​‍‌‌​ ‌‌‌​‌​​‍ ‍‌‍ ‍‌‍​‌‌‍ ‌‌‍‌‌​ ‌‍​‍‌‍​‌‌ ​ ‌‍‌‌‌‌‌‌‌ ​‍‌‍ ​​ ‌‌‍‍​‌ ‌​‌ ‌​‌ ​​‌ ​ ​‍‌‌​ ​ ‌​​‌​‍‌‌​ ​‍‌​‌‍​‍‌‌​ ​‍‌​‌‍‌‍​ ‌‍‍​‌‍‌‌‌‍ ​‌ ​ ‌‍‌‌‌‍​‌‌ ​​‌‍‍‌‌‍‌‌‌ ​‍‌ ​ ​‍ ‍‌ ​ ‌‍​‌‌‍ ‍‌‍‍‌‌ ‌​‌ ‍‌​‍ ‍‌ ​ ‌ ‌​‌ ‌‌‌‍‌​‌‍‍‌‌‍ ​‍‌‍‌‍‍‌‌‍‌​​ ‌‌‍‌‍‌‍ ‌‍ ‌ ‌​‌‍‌‌‌ ​‍​‍‌‍‌ ‌​‌ ‍‌‌ ​​‌‍‌‌​ ‌‌‍‌‍‌‍ ‌‍ ‌ ‌​‌‍‌‌‌ ​‍​‍‌‍‌ ​​‌‍​‌‌ ‌​‌‍‍​​ ‌‌‍​ ‌‍ ‌‍ ​‌ ‌‌‌‍ ‌‌‍ ‍‌ ​ ​‍‌‌​ ‌‌‌​​‍‌‌ ‌‍‍ ‌‍‌‌‌ ‍‌​‍‌‌​ ​ ‌​‌​​‍‌‌​ ​ ‌​‌​​‍‌‌​ ​‍​ ​‍‌‍​ ​ ​ ​ ‌​​ ​​‌‍​ ​ ‌‍‌‍‌​​ ‌​‌‍‌‍‌‍‌‌‌‍‌‌‌‍‌​​‍‌‌​ ​‍​ ​‍​‍‌‌​ ‌‌‌​‌​​‍ ‍‌‍ ​‌‍‍‌‌‍ ‍‌‍‍ ‌ ​ ​‍‌‌​ ‌‌‌​​‍‌‌ ‌‍‍ ‌‍‌‌‌ ‍‌​‍‌‌​ ​ ‌​‌​​‍‌‌​ ​ ‌​‌​​‍‌‌​ ​‍​ ​‍​ ​​​ ‍‌‌‍‌‌​ ‍​​ ‍‌​ ​‍‌‍​‍‌‍​‍​ ​‍​ ‍​‌‍​‌​ ​​​‍‌‌​ ​‍​ ​‍​‍‌‌​ ‌‌‌​‌​​‍ ‍‌‍ ‍‌‍​‌‌‍ ‌‌‍‌‌​‍‌‍‌ ​​‌‍‌‌‌ ​‍‌ ​ ‌ ​​‌‍‌‌‌‍​ ‌ ‌​‌‍‍‌‌ ‌‍‌‍‌‌​ ‌‌ ​​‌ ‌‌‌‍​‍‌‍ ​‌‍‍‌‌ ​ ‌‍‍​‌‍‌‌‌‍‌​​‍​‍‌ ‌
Accessibility Statement​​​​‌ ‍ ​‍​‍‌‍ ‌ ​‍‌‍‍‌‌‍‌ ‌‍‍‌‌‍ ‍​‍​‍​ ‍‍​‍​‍‌ ​ ‌‍​‌‌‍ ‍‌‍‍‌‌ ‌​‌ ‍‌​‍ ‍‌‍‍‌‌‍ ​‍​‍​‍ ​​‍​‍‌‍‍​‌ ​‍‌‍‌‌‌‍‌‍​‍​‍​ ‍‍​‍​‍‌‍‍​‌ ‌​‌ ‌​‌ ​​‌ ​ ​ ‍‍​‍ ​‍ ‌‍​ ‌‍‍​‌‍‌‌‌‍ ​‌ ​ ‌‍‌‌‌‍​‌‌ ​​‌‍‍‌‌‍‌‌‌ ​‍‌ ​ ​‍ ‍‌ ​ ‌‍​‌‌‍ ‍‌‍‍‌‌ ‌​‌ ‍‌​‍ ‍‌ ​ ‌ ‌​‌ ‌‌‌‍‌​‌‍‍‌‌‍ ​‍ ‌‍‍‌‌‍ ‍‌ ‌​‌‍‌‌‌‍ ‍‌ ‌​​‍ ‌‍‌‌‌‍‌​‌‍‍‌‌ ‌​​‍ ‌‍ ‌‌‍ ‌‍‌​‌‍‌‌​ ‌‌ ​​‌ ​‍‌‍‌‌‌ ​ ‌‍‌‌‌‍ ‍‌ ‌​‌‍​‌‌ ‌​‌‍‍‌‌‍ ‌‍ ‍​ ‍ ‌‍‍‌‌‍‌​​ ‌‌‍‌‍‌‍ ‌‍ ‌ ‌​‌‍‌‌‌ ​‍​ ‍ ‌ ‌​‌ ‍‌‌ ​​‌‍‌‌​ ‌‌‍‌‍‌‍ ‌‍ ‌ ‌​‌‍‌‌‌ ​‍​ ‍ ‌ ​​‌‍​‌‌ ‌​‌‍‍​​ ‌‌‍​ ‌‍ ‌‍ ​‌ ‌‌‌‍ ‌‌‍ ‍‌ ​ ​‍‌‌​ ‌‌‌​​‍‌‌ ‌‍‍ ‌‍‌‌‌ ‍‌​‍‌‌​ ​ ‌​‌​​‍‌‌​ ​ ‌​‌​​‍‌‌​ ​‍​ ​‍‌‍​ ​ ​ ​ ‌​​ ​​‌‍​ ​ ‌‍‌‍‌​​ ‌​‌‍‌‍‌‍‌‌‌‍‌‌‌‍‌​​‍‌‌​ ​‍​ ​‍​‍‌‌​ ‌‌‌​‌​​‍ ‍‌‍ ​‌‍‍‌‌‍ ‍‌‍‍ ‌ ​ ​‍‌‌​ ‌‌‌​​‍‌‌ ‌‍‍ ‌‍‌‌‌ ‍‌​‍‌‌​ ​ ‌​‌​​‍‌‌​ ​ ‌​‌​​‍‌‌​ ​‍​ ​‍​ ​ ​ ‌‍​ ‌ ​ ​ ‌‍​‌​ ‌‍​ ‌ ​ ‍‌​ ​‌​ ‌‍‌‍‌​​ ​​​‍‌‌​ ​‍​ ​‍​‍‌‌​ ‌‌‌​‌​​‍ ‍‌‍ ‍‌‍​‌‌‍ ‌‌‍‌‌​ ‌‍​‍‌‍​‌‌ ​ ‌‍‌‌‌‌‌‌‌ ​‍‌‍ ​​ ‌‌‍‍​‌ ‌​‌ ‌​‌ ​​‌ ​ ​‍‌‌​ ​ ‌​​‌​‍‌‌​ ​‍‌​‌‍​‍‌‌​ ​‍‌​‌‍‌‍​ ‌‍‍​‌‍‌‌‌‍ ​‌ ​ ‌‍‌‌‌‍​‌‌ ​​‌‍‍‌‌‍‌‌‌ ​‍‌ ​ ​‍ ‍‌ ​ ‌‍​‌‌‍ ‍‌‍‍‌‌ ‌​‌ ‍‌​‍ ‍‌ ​ ‌ ‌​‌ ‌‌‌‍‌​‌‍‍‌‌‍ ​‍‌‍‌‍‍‌‌‍‌​​ ‌‌‍‌‍‌‍ ‌‍ ‌ ‌​‌‍‌‌‌ ​‍​‍‌‍‌ ‌​‌ ‍‌‌ ​​‌‍‌‌​ ‌‌‍‌‍‌‍ ‌‍ ‌ ‌​‌‍‌‌‌ ​‍​‍‌‍‌ ​​‌‍​‌‌ ‌​‌‍‍​​ ‌‌‍​ ‌‍ ‌‍ ​‌ ‌‌‌‍ ‌‌‍ ‍‌ ​ ​‍‌‌​ ‌‌‌​​‍‌‌ ‌‍‍ ‌‍‌‌‌ ‍‌​‍‌‌​ ​ ‌​‌​​‍‌‌​ ​ ‌​‌​​‍‌‌​ ​‍​ ​‍‌‍​ ​ ​ ​ ‌​​ ​​‌‍​ ​ ‌‍‌‍‌​​ ‌​‌‍‌‍‌‍‌‌‌‍‌‌‌‍‌​​‍‌‌​ ​‍​ ​‍​‍‌‌​ ‌‌‌​‌​​‍ ‍‌‍ ​‌‍‍‌‌‍ ‍‌‍‍ ‌ ​ ​‍‌‌​ ‌‌‌​​‍‌‌ ‌‍‍ ‌‍‌‌‌ ‍‌​‍‌‌​ ​ ‌​‌​​‍‌‌​ ​ ‌​‌​​‍‌‌​ ​‍​ ​‍​ ​ ​ ‌‍​ ‌ ​ ​ ‌‍​‌​ ‌‍​ ‌ ​ ‍‌​ ​‌​ ‌‍‌‍‌​​ ​​​‍‌‌​ ​‍​ ​‍​‍‌‌​ ‌‌‌​‌​​‍ ‍‌‍ ‍‌‍​‌‌‍ ‌‌‍‌‌​‍‌‍‌ ​​‌‍‌‌‌ ​‍‌ ​ ‌ ​​‌‍‌‌‌‍​ ‌ ‌​‌‍‍‌‌ ‌‍‌‍‌‌​ ‌‌ ​​‌ ‌‌‌‍​‍‌‍ ​‌‍‍‌‌ ​ ‌‍‍​‌‍‌‌‌‍‌​​‍​‍‌ ‌
Our Story​​​​‌ ‍ ​‍​‍‌‍ ‌ ​‍‌‍‍‌‌‍‌ ‌‍‍‌‌‍ ‍​‍​‍​ ‍‍​‍​‍‌ ​ ‌‍​‌‌‍ ‍‌‍‍‌‌ ‌​‌ ‍‌​‍ ‍‌‍‍‌‌‍ ​‍​‍​‍ ​​‍​‍‌‍‍​‌ ​‍‌‍‌‌‌‍‌‍​‍​‍​ ‍‍​‍​‍‌‍‍​‌ ‌​‌ ‌​‌ ​​‌ ​ ​ ‍‍​‍ ​‍ ‌‍​ ‌‍‍​‌‍‌‌‌‍ ​‌ ​ ‌‍‌‌‌‍​‌‌ ​​‌‍‍‌‌‍‌‌‌ ​‍‌ ​ ​‍ ‍‌ ​ ‌‍​‌‌‍ ‍‌‍‍‌‌ ‌​‌ ‍‌​‍ ‍‌ ​ ‌ ‌​‌ ‌‌‌‍‌​‌‍‍‌‌‍ ​‍ ‌‍‍‌‌‍ ‍‌ ‌​‌‍‌‌‌‍ ‍‌ ‌​​‍ ‌‍‌‌‌‍‌​‌‍‍‌‌ ‌​​‍ ‌‍ ‌‌‍ ‌‍‌​‌‍‌‌​ ‌‌ ​​‌ ​‍‌‍‌‌‌ ​ ‌‍‌‌‌‍ ‍‌ ‌​‌‍​‌‌ ‌​‌‍‍‌‌‍ ‌‍ ‍​ ‍ ‌‍‍‌‌‍‌​​ ‌‌‍‌‍‌‍ ‌‍ ‌ ‌​‌‍‌‌‌ ​‍​ ‍ ‌ ‌​‌ ‍‌‌ ​​‌‍‌‌​ ‌‌‍‌‍‌‍ ‌‍ ‌ ‌​‌‍‌‌‌ ​‍​ ‍ ‌ ​​‌‍​‌‌ ‌​‌‍‍​​ ‌‌‍​ ‌‍ ‌‍ ​‌ ‌‌‌‍ ‌‌‍ ‍‌ ​ ​‍‌‌​ ‌‌‌​​‍‌‌ ‌‍‍ ‌‍‌‌‌ ‍‌​‍‌‌​ ​ ‌​‌​​‍‌‌​ ​ ‌​‌​​‍‌‌​ ​‍​ ​‍‌‍​ ​ ​ ​ ‌​​ ​​‌‍​ ​ ‌‍‌‍‌​​ ‌​‌‍‌‍‌‍‌‌‌‍‌‌‌‍‌​​‍‌‌​ ​‍​ ​‍​‍‌‌​ ‌‌‌​‌​​‍ ‍‌‍ ​‌‍‍‌‌‍ ‍‌‍‍ ‌ ​ ​‍‌‌​ ‌‌‌​​‍‌‌ ‌‍‍ ‌‍‌‌‌ ‍‌​‍‌‌​ ​ ‌​‌​​‍‌‌​ ​ ‌​‌​​‍‌‌​ ​‍​ ​‍‌‍‌‍​ ​ ​ ‌‌‌‍‌​‌‍​ ​ ​​​ ​ ​ ‌‍​ ‌‍​ ​ ‌‍​‍​ ​‍​‍‌‌​ ​‍​ ​‍​‍‌‌​ ‌‌‌​‌​​‍ ‍‌‍ ‍‌‍​‌‌‍ ‌‌‍‌‌​ ‌‍​‍‌‍​‌‌ ​ ‌‍‌‌‌‌‌‌‌ ​‍‌‍ ​​ ‌‌‍‍​‌ ‌​‌ ‌​‌ ​​‌ ​ ​‍‌‌​ ​ ‌​​‌​‍‌‌​ ​‍‌​‌‍​‍‌‌​ ​‍‌​‌‍‌‍​ ‌‍‍​‌‍‌‌‌‍ ​‌ ​ ‌‍‌‌‌‍​‌‌ ​​‌‍‍‌‌‍‌‌‌ ​‍‌ ​ ​‍ ‍‌ ​ ‌‍​‌‌‍ ‍‌‍‍‌‌ ‌​‌ ‍‌​‍ ‍‌ ​ ‌ ‌​‌ ‌‌‌‍‌​‌‍‍‌‌‍ ​‍‌‍‌‍‍‌‌‍‌​​ ‌‌‍‌‍‌‍ ‌‍ ‌ ‌​‌‍‌‌‌ ​‍​‍‌‍‌ ‌​‌ ‍‌‌ ​​‌‍‌‌​ ‌‌‍‌‍‌‍ ‌‍ ‌ ‌​‌‍‌‌‌ ​‍​‍‌‍‌ ​​‌‍​‌‌ ‌​‌‍‍​​ ‌‌‍​ ‌‍ ‌‍ ​‌ ‌‌‌‍ ‌‌‍ ‍‌ ​ ​‍‌‌​ ‌‌‌​​‍‌‌ ‌‍‍ ‌‍‌‌‌ ‍‌​‍‌‌​ ​ ‌​‌​​‍‌‌​ ​ ‌​‌​​‍‌‌​ ​‍​ ​‍‌‍​ ​ ​ ​ ‌​​ ​​‌‍​ ​ ‌‍‌‍‌​​ ‌​‌‍‌‍‌‍‌‌‌‍‌‌‌‍‌​​‍‌‌​ ​‍​ ​‍​‍‌‌​ ‌‌‌​‌​​‍ ‍‌‍ ​‌‍‍‌‌‍ ‍‌‍‍ ‌ ​ ​‍‌‌​ ‌‌‌​​‍‌‌ ‌‍‍ ‌‍‌‌‌ ‍‌​‍‌‌​ ​ ‌​‌​​‍‌‌​ ​ ‌​‌​​‍‌‌​ ​‍​ ​‍‌‍‌‍​ ​ ​ ‌‌‌‍‌​‌‍​ ​ ​​​ ​ ​ ‌‍​ ‌‍​ ​ ‌‍​‍​ ​‍​‍‌‌​ ​‍​ ​‍​‍‌‌​ ‌‌‌​‌​​‍ ‍‌‍ ‍‌‍​‌‌‍ ‌‌‍‌‌​‍‌‍‌ ​​‌‍‌‌‌ ​‍‌ ​ ‌ ​​‌‍‌‌‌‍​ ‌ ‌​‌‍‍‌‌ ‌‍‌‍‌‌​ ‌‌ ​​‌ ‌‌‌‍​‍‌‍ ​‌‍‍‌‌ ​ ‌‍‍​‌‍‌‌‌‍‌​​‍​‍‌ ‌
Our Impact​​​​‌ ‍ ​‍​‍‌‍ ‌ ​‍‌‍‍‌‌‍‌ ‌‍‍‌‌‍ ‍​‍​‍​ ‍‍​‍​‍‌ ​ ‌‍​‌‌‍ ‍‌‍‍‌‌ ‌​‌ ‍‌​‍ ‍‌‍‍‌‌‍ ​‍​‍​‍ ​​‍​‍‌‍‍​‌ ​‍‌‍‌‌‌‍‌‍​‍​‍​ ‍‍​‍​‍‌‍‍​‌ ‌​‌ ‌​‌ ​​‌ ​ ​ ‍‍​‍ ​‍ ‌‍​ ‌‍‍​‌‍‌‌‌‍ ​‌ ​ ‌‍‌‌‌‍​‌‌ ​​‌‍‍‌‌‍‌‌‌ ​‍‌ ​ ​‍ ‍‌ ​ ‌‍​‌‌‍ ‍‌‍‍‌‌ ‌​‌ ‍‌​‍ ‍‌ ​ ‌ ‌​‌ ‌‌‌‍‌​‌‍‍‌‌‍ ​‍ ‌‍‍‌‌‍ ‍‌ ‌​‌‍‌‌‌‍ ‍‌ ‌​​‍ ‌‍‌‌‌‍‌​‌‍‍‌‌ ‌​​‍ ‌‍ ‌‌‍ ‌‍‌​‌‍‌‌​ ‌‌ ​​‌ ​‍‌‍‌‌‌ ​ ‌‍‌‌‌‍ ‍‌ ‌​‌‍​‌‌ ‌​‌‍‍‌‌‍ ‌‍ ‍​ ‍ ‌‍‍‌‌‍‌​​ ‌‌‍‌‍‌‍ ‌‍ ‌ ‌​‌‍‌‌‌ ​‍​ ‍ ‌ ‌​‌ ‍‌‌ ​​‌‍‌‌​ ‌‌‍‌‍‌‍ ‌‍ ‌ ‌​‌‍‌‌‌ ​‍​ ‍ ‌ ​​‌‍​‌‌ ‌​‌‍‍​​ ‌‌‍​ ‌‍ ‌‍ ​‌ ‌‌‌‍ ‌‌‍ ‍‌ ​ ​‍‌‌​ ‌‌‌​​‍‌‌ ‌‍‍ ‌‍‌‌‌ ‍‌​‍‌‌​ ​ ‌​‌​​‍‌‌​ ​ ‌​‌​​‍‌‌​ ​‍​ ​‍‌‍​ ​ ​ ​ ‌​​ ​​‌‍​ ​ ‌‍‌‍‌​​ ‌​‌‍‌‍‌‍‌‌‌‍‌‌‌‍‌​​‍‌‌​ ​‍​ ​‍​‍‌‌​ ‌‌‌​‌​​‍ ‍‌‍ ​‌‍‍‌‌‍ ‍‌‍‍ ‌ ​ ​‍‌‌​ ‌‌‌​​‍‌‌ ‌‍‍ ‌‍‌‌‌ ‍‌​‍‌‌​ ​ ‌​‌​​‍‌‌​ ​ ‌​‌​​‍‌‌​ ​‍​ ​‍‌‍‌‍​ ‍‌​ ​ ‌‍​‌​ ‌​​ ​‌‌‍​‌​ ​​‌‍‌‌​ ‌‍‌‍‌​​ ‌ ​‍‌‌​ ​‍​ ​‍​‍‌‌​ ‌‌‌​‌​​‍ ‍‌‍ ‍‌‍​‌‌‍ ‌‌‍‌‌​ ‌‍​‍‌‍​‌‌ ​ ‌‍‌‌‌‌‌‌‌ ​‍‌‍ ​​ ‌‌‍‍​‌ ‌​‌ ‌​‌ ​​‌ ​ ​‍‌‌​ ​ ‌​​‌​‍‌‌​ ​‍‌​‌‍​‍‌‌​ ​‍‌​‌‍‌‍​ ‌‍‍​‌‍‌‌‌‍ ​‌ ​ ‌‍‌‌‌‍​‌‌ ​​‌‍‍‌‌‍‌‌‌ ​‍‌ ​ ​‍ ‍‌ ​ ‌‍​‌‌‍ ‍‌‍‍‌‌ ‌​‌ ‍‌​‍ ‍‌ ​ ‌ ‌​‌ ‌‌‌‍‌​‌‍‍‌‌‍ ​‍‌‍‌‍‍‌‌‍‌​​ ‌‌‍‌‍‌‍ ‌‍ ‌ ‌​‌‍‌‌‌ ​‍​‍‌‍‌ ‌​‌ ‍‌‌ ​​‌‍‌‌​ ‌‌‍‌‍‌‍ ‌‍ ‌ ‌​‌‍‌‌‌ ​‍​‍‌‍‌ ​​‌‍​‌‌ ‌​‌‍‍​​ ‌‌‍​ ‌‍ ‌‍ ​‌ ‌‌‌‍ ‌‌‍ ‍‌ ​ ​‍‌‌​ ‌‌‌​​‍‌‌ ‌‍‍ ‌‍‌‌‌ ‍‌​‍‌‌​ ​ ‌​‌​​‍‌‌​ ​ ‌​‌​​‍‌‌​ ​‍​ ​‍‌‍​ ​ ​ ​ ‌​​ ​​‌‍​ ​ ‌‍‌‍‌​​ ‌​‌‍‌‍‌‍‌‌‌‍‌‌‌‍‌​​‍‌‌​ ​‍​ ​‍​‍‌‌​ ‌‌‌​‌​​‍ ‍‌‍ ​‌‍‍‌‌‍ ‍‌‍‍ ‌ ​ ​‍‌‌​ ‌‌‌​​‍‌‌ ‌‍‍ ‌‍‌‌‌ ‍‌​‍‌‌​ ​ ‌​‌​​‍‌‌​ ​ ‌​‌​​‍‌‌​ ​‍​ ​‍‌‍‌‍​ ‍‌​ ​ ‌‍​‌​ ‌​​ ​‌‌‍​‌​ ​​‌‍‌‌​ ‌‍‌‍‌​​ ‌ ​‍‌‌​ ​‍​ ​‍​‍‌‌​ ‌‌‌​‌​​‍ ‍‌‍ ‍‌‍​‌‌‍ ‌‌‍‌‌​‍‌‍‌ ​​‌‍‌‌‌ ​‍‌ ​ ‌ ​​‌‍‌‌‌‍​ ‌ ‌​‌‍‍‌‌ ‌‍‌‍‌‌​ ‌‌ ​​‌ ‌‌‌‍​‍‌‍ ​‌‍‍‌‌ ​ ‌‍‍​‌‍‌‌‌‍‌​​‍​‍‌ ‌
Partner with Us​​​​‌ ‍ ​‍​‍‌‍ ‌ ​‍‌‍‍‌‌‍‌ ‌‍‍‌‌‍ ‍​‍​‍​ ‍‍​‍​‍‌ ​ ‌‍​‌‌‍ ‍‌‍‍‌‌ ‌​‌ ‍‌​‍ ‍‌‍‍‌‌‍ ​‍​‍​‍ ​​‍​‍‌‍‍​‌ ​‍‌‍‌‌‌‍‌‍​‍​‍​ ‍‍​‍​‍‌‍‍​‌ ‌​‌ ‌​‌ ​​‌ ​ ​ ‍‍​‍ ​‍ ‌‍​ ‌‍‍​‌‍‌‌‌‍ ​‌ ​ ‌‍‌‌‌‍​‌‌ ​​‌‍‍‌‌‍‌‌‌ ​‍‌ ​ ​‍ ‍‌ ​ ‌‍​‌‌‍ ‍‌‍‍‌‌ ‌​‌ ‍‌​‍ ‍‌ ​ ‌ ‌​‌ ‌‌‌‍‌​‌‍‍‌‌‍ ​‍ ‌‍‍‌‌‍ ‍‌ ‌​‌‍‌‌‌‍ ‍‌ ‌​​‍ ‌‍‌‌‌‍‌​‌‍‍‌‌ ‌​​‍ ‌‍ ‌‌‍ ‌‍‌​‌‍‌‌​ ‌‌ ​​‌ ​‍‌‍‌‌‌ ​ ‌‍‌‌‌‍ ‍‌ ‌​‌‍​‌‌ ‌​‌‍‍‌‌‍ ‌‍ ‍​ ‍ ‌‍‍‌‌‍‌​​ ‌‌‍‌‍‌‍ ‌‍ ‌ ‌​‌‍‌‌‌ ​‍​ ‍ ‌ ‌​‌ ‍‌‌ ​​‌‍‌‌​ ‌‌‍‌‍‌‍ ‌‍ ‌ ‌​‌‍‌‌‌ ​‍​ ‍ ‌ ​​‌‍​‌‌ ‌​‌‍‍​​ ‌‌‍​ ‌‍ ‌‍ ​‌ ‌‌‌‍ ‌‌‍ ‍‌ ​ ​‍‌‌​ ‌‌‌​​‍‌‌ ‌‍‍ ‌‍‌‌‌ ‍‌​‍‌‌​ ​ ‌​‌​​‍‌‌​ ​ ‌​‌​​‍‌‌​ ​‍​ ​‍‌‍​ ​ ​ ​ ‌​​ ​​‌‍​ ​ ‌‍‌‍‌​​ ‌​‌‍‌‍‌‍‌‌‌‍‌‌‌‍‌​​‍‌‌​ ​‍​ ​‍​‍‌‌​ ‌‌‌​‌​​‍ ‍‌‍ ​‌‍‍‌‌‍ ‍‌‍‍ ‌ ​ ​‍‌‌​ ‌‌‌​​‍‌‌ ‌‍‍ ‌‍‌‌‌ ‍‌​‍‌‌​ ​ ‌​‌​​‍‌‌​ ​ ‌​‌​​‍‌‌​ ​‍​ ​‍‌‍‌‌‌‍‌‌​ ​‌‌‍​ ‌‍​ ​ ​​‌‍‌​‌‍‌‌‌‍​‍‌‍​‌​ ‍​‌‍‌‌‌‍​‍‌‍​‍‌‍‌‍​ ‍​‌‍‌‍‌‍‌​​ ​‌‌‍‌‌​ ​​​ ​ ​ ​​​ ‌‌​ ‍‌​ ​ ​ ‍‌​ ‌ ‌‍​‌​ ‍‌‌‍‌​​ ​​​‍‌‌​ ​‍​ ​‍​‍‌‌​ ‌‌‌​‌​​‍ ‍‌‍ ‍‌‍​‌‌‍ ‌‌‍‌‌​ ‌‍​‍‌‍​‌‌ ​ ‌‍‌‌‌‌‌‌‌ ​‍‌‍ ​​ ‌‌‍‍​‌ ‌​‌ ‌​‌ ​​‌ ​ ​‍‌‌​ ​ ‌​​‌​‍‌‌​ ​‍‌​‌‍​‍‌‌​ ​‍‌​‌‍‌‍​ ‌‍‍​‌‍‌‌‌‍ ​‌ ​ ‌‍‌‌‌‍​‌‌ ​​‌‍‍‌‌‍‌‌‌ ​‍‌ ​ ​‍ ‍‌ ​ ‌‍​‌‌‍ ‍‌‍‍‌‌ ‌​‌ ‍‌​‍ ‍‌ ​ ‌ ‌​‌ ‌‌‌‍‌​‌‍‍‌‌‍ ​‍‌‍‌‍‍‌‌‍‌​​ ‌‌‍‌‍‌‍ ‌‍ ‌ ‌​‌‍‌‌‌ ​‍​‍‌‍‌ ‌​‌ ‍‌‌ ​​‌‍‌‌​ ‌‌‍‌‍‌‍ ‌‍ ‌ ‌​‌‍‌‌‌ ​‍​‍‌‍‌ ​​‌‍​‌‌ ‌​‌‍‍​​ ‌‌‍​ ‌‍ ‌‍ ​‌ ‌‌‌‍ ‌‌‍ ‍‌ ​ ​‍‌‌​ ‌‌‌​​‍‌‌ ‌‍‍ ‌‍‌‌‌ ‍‌​‍‌‌​ ​ ‌​‌​​‍‌‌​ ​ ‌​‌​​‍‌‌​ ​‍​ ​‍‌‍​ ​ ​ ​ ‌​​ ​​‌‍​ ​ ‌‍‌‍‌​​ ‌​‌‍‌‍‌‍‌‌‌‍‌‌‌‍‌​​‍‌‌​ ​‍​ ​‍​‍‌‌​ ‌‌‌​‌​​‍ ‍‌‍ ​‌‍‍‌‌‍ ‍‌‍‍ ‌ ​ ​‍‌‌​ ‌‌‌​​‍‌‌ ‌‍‍ ‌‍‌‌‌ ‍‌​‍‌‌​ ​ ‌​‌​​‍‌‌​ ​ ‌​‌​​‍‌‌​ ​‍​ ​‍‌‍‌‌‌‍‌‌​ ​‌‌‍​ ‌‍​ ​ ​​‌‍‌​‌‍‌‌‌‍​‍‌‍​‌​ ‍​‌‍‌‌‌‍​‍‌‍​‍‌‍‌‍​ ‍​‌‍‌‍‌‍‌​​ ​‌‌‍‌‌​ ​​​ ​ ​ ​​​ ‌‌​ ‍‌​ ​ ​ ‍‌​ ‌ ‌‍​‌​ ‍‌‌‍‌​​ ​​​‍‌‌​ ​‍​ ​‍​‍‌‌​ ‌‌‌​‌​​‍ ‍‌‍ ‍‌‍​‌‌‍ ‌‌‍‌‌​‍‌‍‌ ​​‌‍‌‌‌ ​‍‌ ​ ‌ ​​‌‍‌‌‌‍​ ‌ ‌​‌‍‍‌‌ ‌‍‌‍‌‌​ ‌‌ ​​‌ ‌‌‌‍​‍‌‍ ​‌‍‍‌‌ ​ ‌‍‍​‌‍‌‌‌‍‌​​‍​‍‌ ‌
Careers at Chelsea Piers​​​​‌ ‍ ​‍​‍‌‍ ‌ ​‍‌‍‍‌‌‍‌ ‌‍‍‌‌‍ ‍​‍​‍​ ‍‍​‍​‍‌ ​ ‌‍​‌‌‍ ‍‌‍‍‌‌ ‌​‌ ‍‌​‍ ‍‌‍‍‌‌‍ ​‍​‍​‍ ​​‍​‍‌‍‍​‌ ​‍‌‍‌‌‌‍‌‍​‍​‍​ ‍‍​‍​‍‌‍‍​‌ ‌​‌ ‌​‌ ​​‌ ​ ​ ‍‍​‍ ​‍ ‌‍​ ‌‍‍​‌‍‌‌‌‍ ​‌ ​ ‌‍‌‌‌‍​‌‌ ​​‌‍‍‌‌‍‌‌‌ ​‍‌ ​ ​‍ ‍‌ ​ ‌‍​‌‌‍ ‍‌‍‍‌‌ ‌​‌ ‍‌​‍ ‍‌ ​ ‌ ‌​‌ ‌‌‌‍‌​‌‍‍‌‌‍ ​‍ ‌‍‍‌‌‍ ‍‌ ‌​‌‍‌‌‌‍ ‍‌ ‌​​‍ ‌‍‌‌‌‍‌​‌‍‍‌‌ ‌​​‍ ‌‍ ‌‌‍ ‌‍‌​‌‍‌‌​ ‌‌ ​​‌ ​‍‌‍‌‌‌ ​ ‌‍‌‌‌‍ ‍‌ ‌​‌‍​‌‌ ‌​‌‍‍‌‌‍ ‌‍ ‍​ ‍ ‌‍‍‌‌‍‌​​ ‌‌‍‌‍‌‍ ‌‍ ‌ ‌​‌‍‌‌‌ ​‍​ ‍ ‌ ‌​‌ ‍‌‌ ​​‌‍‌‌​ ‌‌‍‌‍‌‍ ‌‍ ‌ ‌​‌‍‌‌‌ ​‍​ ‍ ‌ ​​‌‍​‌‌ ‌​‌‍‍​​ ‌‌‍​ ‌‍ ‌‍ ​‌ ‌‌‌‍ ‌‌‍ ‍‌ ​ ​‍‌‌​ ‌‌‌​​‍‌‌ ‌‍‍ ‌‍‌‌‌ ‍‌​‍‌‌​ ​ ‌​‌​​‍‌‌​ ​ ‌​‌​​‍‌‌​ ​‍​ ​‍‌‍​ ​ ​ ​ ‌​​ ​​‌‍​ ​ ‌‍‌‍‌​​ ‌​‌‍‌‍‌‍‌‌‌‍‌‌‌‍‌​​‍‌‌​ ​‍​ ​‍​‍‌‌​ ‌‌‌​‌​​‍ ‍‌‍ ​‌‍‍‌‌‍ ‍‌‍‍ ‌ ​ ​‍‌‌​ ‌‌‌​​‍‌‌ ‌‍‍ ‌‍‌‌‌ ‍‌​‍‌‌​ ​ ‌​‌​​‍‌‌​ ​ ‌​‌​​‍‌‌​ ​‍​ ​‍​ ‌​​ ‍‌​ ​ ​ ‍​‌‍‌‌​ ​​​ ‍​​ ‌‍‌‍​‌​ ​ ‌‍​‍‌‍​ ​‍‌‌​ ​‍​ ​‍​‍‌‌​ ‌‌‌​‌​​‍ ‍‌‍ ‍‌‍​‌‌‍ ‌‌‍‌‌​ ‌‍​‍‌‍​‌‌ ​ ‌‍‌‌‌‌‌‌‌ ​‍‌‍ ​​ ‌‌‍‍​‌ ‌​‌ ‌​‌ ​​‌ ​ ​‍‌‌​ ​ ‌​​‌​‍‌‌​ ​‍‌​‌‍​‍‌‌​ ​‍‌​‌‍‌‍​ ‌‍‍​‌‍‌‌‌‍ ​‌ ​ ‌‍‌‌‌‍​‌‌ ​​‌‍‍‌‌‍‌‌‌ ​‍‌ ​ ​‍ ‍‌ ​ ‌‍​‌‌‍ ‍‌‍‍‌‌ ‌​‌ ‍‌​‍ ‍‌ ​ ‌ ‌​‌ ‌‌‌‍‌​‌‍‍‌‌‍ ​‍‌‍‌‍‍‌‌‍‌​​ ‌‌‍‌‍‌‍ ‌‍ ‌ ‌​‌‍‌‌‌ ​‍​‍‌‍‌ ‌​‌ ‍‌‌ ​​‌‍‌‌​ ‌‌‍‌‍‌‍ ‌‍ ‌ ‌​‌‍‌‌‌ ​‍​‍‌‍‌ ​​‌‍​‌‌ ‌​‌‍‍​​ ‌‌‍​ ‌‍ ‌‍ ​‌ ‌‌‌‍ ‌‌‍ ‍‌ ​ ​‍‌‌​ ‌‌‌​​‍‌‌ ‌‍‍ ‌‍‌‌‌ ‍‌​‍‌‌​ ​ ‌​‌​​‍‌‌​ ​ ‌​‌​​‍‌‌​ ​‍​ ​‍‌‍​ ​ ​ ​ ‌​​ ​​‌‍​ ​ ‌‍‌‍‌​​ ‌​‌‍‌‍‌‍‌‌‌‍‌‌‌‍‌​​‍‌‌​ ​‍​ ​‍​‍‌‌​ ‌‌‌​‌​​‍ ‍‌‍ ​‌‍‍‌‌‍ ‍‌‍‍ ‌ ​ ​‍‌‌​ ‌‌‌​​‍‌‌ ‌‍‍ ‌‍‌‌‌ ‍‌​‍‌‌​ ​ ‌​‌​​‍‌‌​ ​ ‌​‌​​‍‌‌​ ​‍​ ​‍​ ‌​​ ‍‌​ ​ ​ ‍​‌‍‌‌​ ​​​ ‍​​ ‌‍‌‍​‌​ ​ ‌‍​‍‌‍​ ​‍‌‌​ ​‍​ ​‍​‍‌‌​ ‌‌‌​‌​​‍ ‍‌‍ ‍‌‍​‌‌‍ ‌‌‍‌‌​‍‌‍‌ ​​‌‍‌‌‌ ​‍‌ ​ ‌ ​​‌‍‌‌‌‍​ ‌ ‌​‌‍‍‌‌ ‌‍‌‍‌‌​ ‌‌ ​​‌ ‌‌‌‍​‍‌‍ ​‌‍‍‌‌ ​ ‌‍‍​‌‍‌‌‌‍‌​​‍​‍‌ ‌
Chelsea Piers Foundation​​​​‌ ‍ ​‍​‍‌‍ ‌ ​‍‌‍‍‌‌‍‌ ‌‍‍‌‌‍ ‍​‍​‍​ ‍‍​‍​‍‌ ​ ‌‍​‌‌‍ ‍‌‍‍‌‌ ‌​‌ ‍‌​‍ ‍‌‍‍‌‌‍ ​‍​‍​‍ ​​‍​‍‌‍‍​‌ ​‍‌‍‌‌‌‍‌‍​‍​‍​ ‍‍​‍​‍‌‍‍​‌ ‌​‌ ‌​‌ ​​‌ ​ ​ ‍‍​‍ ​‍ ‌‍​ ‌‍‍​‌‍‌‌‌‍ ​‌ ​ ‌‍‌‌‌‍​‌‌ ​​‌‍‍‌‌‍‌‌‌ ​‍‌ ​ ​‍ ‍‌ ​ ‌‍​‌‌‍ ‍‌‍‍‌‌ ‌​‌ ‍‌​‍ ‍‌ ​ ‌ ‌​‌ ‌‌‌‍‌​‌‍‍‌‌‍ ​‍ ‌‍‍‌‌‍ ‍‌ ‌​‌‍‌‌‌‍ ‍‌ ‌​​‍ ‌‍‌‌‌‍‌​‌‍‍‌‌ ‌​​‍ ‌‍ ‌‌‍ ‌‍‌​‌‍‌‌​ ‌‌ ​​‌ ​‍‌‍‌‌‌ ​ ‌‍‌‌‌‍ ‍‌ ‌​‌‍​‌‌ ‌​‌‍‍‌‌‍ ‌‍ ‍​ ‍ ‌‍‍‌‌‍‌​​ ‌‌‍‌‍‌‍ ‌‍ ‌ ‌​‌‍‌‌‌ ​‍​ ‍ ‌ ‌​‌ ‍‌‌ ​​‌‍‌‌​ ‌‌‍‌‍‌‍ ‌‍ ‌ ‌​‌‍‌‌‌ ​‍​ ‍ ‌ ​​‌‍​‌‌ ‌​‌‍‍​​ ‌‌‍​ ‌‍ ‌‍ ​‌ ‌‌‌‍ ‌‌‍ ‍‌ ​ ​‍‌‌​ ‌‌‌​​‍‌‌ ‌‍‍ ‌‍‌‌‌ ‍‌​‍‌‌​ ​ ‌​‌​​‍‌‌​ ​ ‌​‌​​‍‌‌​ ​‍​ ​‍‌‍​ ​ ​ ​ ‌​​ ​​‌‍​ ​ ‌‍‌‍‌​​ ‌​‌‍‌‍‌‍‌‌‌‍‌‌‌‍‌​​‍‌‌​ ​‍​ ​‍​‍‌‌​ ‌‌‌​‌​​‍ ‍‌‍ ​‌‍‍‌‌‍ ‍‌‍‍ ‌ ​ ​‍‌‌​ ‌‌‌​​‍‌‌ ‌‍‍ ‌‍‌‌‌ ‍‌​‍‌‌​ ​ ‌​‌​​‍‌‌​ ​ ‌​‌​​‍‌‌​ ​‍​ ​‍​ ‌ ​ ‌ ​ ‌​​ ‌ ‌‍‌‍​ ‌ ‌‍‌​​ ‍‌​ ​ ​ ‌ ​ ‌ ‌‍‌‌​‍‌‌​ ​‍​ ​‍​‍‌‌​ ‌‌‌​‌​​‍ ‍‌‍ ‍‌‍​‌‌‍ ‌‌‍‌‌​ ‌‍​‍‌‍​‌‌ ​ ‌‍‌‌‌‌‌‌‌ ​‍‌‍ ​​ ‌‌‍‍​‌ ‌​‌ ‌​‌ ​​‌ ​ ​‍‌‌​ ​ ‌​​‌​‍‌‌​ ​‍‌​‌‍​‍‌‌​ ​‍‌​‌‍‌‍​ ‌‍‍​‌‍‌‌‌‍ ​‌ ​ ‌‍‌‌‌‍​‌‌ ​​‌‍‍‌‌‍‌‌‌ ​‍‌ ​ ​‍ ‍‌ ​ ‌‍​‌‌‍ ‍‌‍‍‌‌ ‌​‌ ‍‌​‍ ‍‌ ​ ‌ ‌​‌ ‌‌‌‍‌​‌‍‍‌‌‍ ​‍‌‍‌‍‍‌‌‍‌​​ ‌‌‍‌‍‌‍ ‌‍ ‌ ‌​‌‍‌‌‌ ​‍​‍‌‍‌ ‌​‌ ‍‌‌ ​​‌‍‌‌​ ‌‌‍‌‍‌‍ ‌‍ ‌ ‌​‌‍‌‌‌ ​‍​‍‌‍‌ ​​‌‍​‌‌ ‌​‌‍‍​​ ‌‌‍​ ‌‍ ‌‍ ​‌ ‌‌‌‍ ‌‌‍ ‍‌ ​ ​‍‌‌​ ‌‌‌​​‍‌‌ ‌‍‍ ‌‍‌‌‌ ‍‌​‍‌‌​ ​ ‌​‌​​‍‌‌​ ​ ‌​‌​​‍‌‌​ ​‍​ ​‍‌‍​ ​ ​ ​ ‌​​ ​​‌‍​ ​ ‌‍‌‍‌​​ ‌​‌‍‌‍‌‍‌‌‌‍‌‌‌‍‌​​‍‌‌​ ​‍​ ​‍​‍‌‌​ ‌‌‌​‌​​‍ ‍‌‍ ​‌‍‍‌‌‍ ‍‌‍‍ ‌ ​ ​‍‌‌​ ‌‌‌​​‍‌‌ ‌‍‍ ‌‍‌‌‌ ‍‌​‍‌‌​ ​ ‌​‌​​‍‌‌​ ​ ‌​‌​​‍‌‌​ ​‍​ ​‍​ ‌ ​ ‌ ​ ‌​​ ‌ ‌‍‌‍​ ‌ ‌‍‌​​ ‍‌​ ​ ​ ‌ ​ ‌ ‌‍‌‌​‍‌‌​ ​‍​ ​‍​‍‌‌​ ‌‌‌​‌​​‍ ‍‌‍ ‍‌‍​‌‌‍ ‌‌‍‌‌​‍‌‍‌ ​​‌‍‌‌‌ ​‍‌ ​ ‌ ​​‌‍‌‌‌‍​ ‌ ‌​‌‍‍‌‌ ‌‍‌‍‌‌​ ‌‌ ​​‌ ‌‌‌‍​‍‌‍ ​‌‍‍‌‌ ​ ‌‍‍​‌‍‌‌‌‍‌​​‍​‍‌ ‌
Gift Cards​​​​‌ ‍ ​‍​‍‌‍ ‌ ​‍‌‍‍‌‌‍‌ ‌‍‍‌‌‍ ‍​‍​‍​ ‍‍​‍​‍‌ ​ ‌‍​‌‌‍ ‍‌‍‍‌‌ ‌​‌ ‍‌​‍ ‍‌‍‍‌‌‍ ​‍​‍​‍ ​​‍​‍‌‍‍​‌ ​‍‌‍‌‌‌‍‌‍​‍​‍​ ‍‍​‍​‍‌‍‍​‌ ‌​‌ ‌​‌ ​​‌ ​ ​ ‍‍​‍ ​‍ ‌‍​ ‌‍‍​‌‍‌‌‌‍ ​‌ ​ ‌‍‌‌‌‍​‌‌ ​​‌‍‍‌‌‍‌‌‌ ​‍‌ ​ ​‍ ‍‌ ​ ‌‍​‌‌‍ ‍‌‍‍‌‌ ‌​‌ ‍‌​‍ ‍‌ ​ ‌ ‌​‌ ‌‌‌‍‌​‌‍‍‌‌‍ ​‍ ‌‍‍‌‌‍ ‍‌ ‌​‌‍‌‌‌‍ ‍‌ ‌​​‍ ‌‍‌‌‌‍‌​‌‍‍‌‌ ‌​​‍ ‌‍ ‌‌‍ ‌‍‌​‌‍‌‌​ ‌‌ ​​‌ ​‍‌‍‌‌‌ ​ ‌‍‌‌‌‍ ‍‌ ‌​‌‍​‌‌ ‌​‌‍‍‌‌‍ ‌‍ ‍​ ‍ ‌‍‍‌‌‍‌​​ ‌‌‍‌‍‌‍ ‌‍ ‌ ‌​‌‍‌‌‌ ​‍​ ‍ ‌ ‌​‌ ‍‌‌ ​​‌‍‌‌​ ‌‌‍‌‍‌‍ ‌‍ ‌ ‌​‌‍‌‌‌ ​‍​ ‍ ‌ ​​‌‍​‌‌ ‌​‌‍‍​​ ‌‌‍​ ‌‍ ‌‍ ​‌ ‌‌‌‍ ‌‌‍ ‍‌ ​ ​‍‌‌​ ‌‌‌​​‍‌‌ ‌‍‍ ‌‍‌‌‌ ‍‌​‍‌‌​ ​ ‌​‌​​‍‌‌​ ​ ‌​‌​​‍‌‌​ ​‍​ ​‍‌‍​ ​ ​ ​ ‌​​ ​​‌‍​ ​ ‌‍‌‍‌​​ ‌​‌‍‌‍‌‍‌‌‌‍‌‌‌‍‌​​‍‌‌​ ​‍​ ​‍​‍‌‌​ ‌‌‌​‌​​‍ ‍‌‍ ​‌‍‍‌‌‍ ‍‌‍‍ ‌ ​ ​‍‌‌​ ‌‌‌​​‍‌‌ ‌‍‍ ‌‍‌‌‌ ‍‌​‍‌‌​ ​ ‌​‌​​‍‌‌​ ​ ‌​‌​​‍‌‌​ ​‍​ ​‍‌‍‌​​ ‍​‌‍​ ‌‍​‌​ ‌​​ ‍‌​ ​‌‌‍‌‍​ ‍​​ ​ ​ ​ ​ ​​​‍‌‌​ ​‍​ ​‍​‍‌‌​ ‌‌‌​‌​​‍ ‍‌‍ ‍‌‍​‌‌‍ ‌‌‍‌‌​ ‌‍​‍‌‍​‌‌ ​ ‌‍‌‌‌‌‌‌‌ ​‍‌‍ ​​ ‌‌‍‍​‌ ‌​‌ ‌​‌ ​​‌ ​ ​‍‌‌​ ​ ‌​​‌​‍‌‌​ ​‍‌​‌‍​‍‌‌​ ​‍‌​‌‍‌‍​ ‌‍‍​‌‍‌‌‌‍ ​‌ ​ ‌‍‌‌‌‍​‌‌ ​​‌‍‍‌‌‍‌‌‌ ​‍‌ ​ ​‍ ‍‌ ​ ‌‍​‌‌‍ ‍‌‍‍‌‌ ‌​‌ ‍‌​‍ ‍‌ ​ ‌ ‌​‌ ‌‌‌‍‌​‌‍‍‌‌‍ ​‍‌‍‌‍‍‌‌‍‌​​ ‌‌‍‌‍‌‍ ‌‍ ‌ ‌​‌‍‌‌‌ ​‍​‍‌‍‌ ‌​‌ ‍‌‌ ​​‌‍‌‌​ ‌‌‍‌‍‌‍ ‌‍ ‌ ‌​‌‍‌‌‌ ​‍​‍‌‍‌ ​​‌‍​‌‌ ‌​‌‍‍​​ ‌‌‍​ ‌‍ ‌‍ ​‌ ‌‌‌‍ ‌‌‍ ‍‌ ​ ​‍‌‌​ ‌‌‌​​‍‌‌ ‌‍‍ ‌‍‌‌‌ ‍‌​‍‌‌​ ​ ‌​‌​​‍‌‌​ ​ ‌​‌​​‍‌‌​ ​‍​ ​‍‌‍​ ​ ​ ​ ‌​​ ​​‌‍​ ​ ‌‍‌‍‌​​ ‌​‌‍‌‍‌‍‌‌‌‍‌‌‌‍‌​​‍‌‌​ ​‍​ ​‍​‍‌‌​ ‌‌‌​‌​​‍ ‍‌‍ ​‌‍‍‌‌‍ ‍‌‍‍ ‌ ​ ​‍‌‌​ ‌‌‌​​‍‌‌ ‌‍‍ ‌‍‌‌‌ ‍‌​‍‌‌​ ​ ‌​‌​​‍‌‌​ ​ ‌​‌​​‍‌‌​ ​‍​ ​‍‌‍‌​​ ‍​‌‍​ ‌‍​‌​ ‌​​ ‍‌​ ​‌‌‍‌‍​ ‍​​ ​ ​ ​ ​ ​​​‍‌‌​ ​‍​ ​‍​‍‌‌​ ‌‌‌​‌​​‍ ‍‌‍ ‍‌‍​‌‌‍ ‌‌‍‌‌​‍‌‍‌ ​​‌‍‌‌‌ ​‍‌ ​ ‌ ​​‌‍‌‌‌‍​ ‌ ‌​‌‍‍‌‌ ‌‍‌‍‌‌​ ‌‌ ​​‌ ‌‌‌‍​‍‌‍ ​‌‍‍‌‌ ​ ‌‍‍​‌‍‌‌‌‍‌​​‍​‍‌ ‌
More​​​​‌ ‍ ​‍​‍‌‍ ‌ ​‍‌‍‍‌‌‍‌ ‌‍‍‌‌‍ ‍​‍​‍​ ‍‍​‍​‍‌ ​ ‌‍​‌‌‍ ‍‌‍‍‌‌ ‌​‌ ‍‌​‍ ‍‌‍‍‌‌‍ ​‍​‍​‍ ​​‍​‍‌‍‍​‌ ​‍‌‍‌‌‌‍‌‍​‍​‍​ ‍‍​‍​‍‌‍‍​‌ ‌​‌ ‌​‌ ​​‌ ​ ​ ‍‍​‍ ​‍ ‌‍​ ‌‍‍​‌‍‌‌‌‍ ​‌ ​ ‌‍‌‌‌‍​‌‌ ​​‌‍‍‌‌‍‌‌‌ ​‍‌ ​ ​‍ ‍‌ ​ ‌‍​‌‌‍ ‍‌‍‍‌‌ ‌​‌ ‍‌​‍ ‍‌ ​ ‌ ‌​‌ ‌‌‌‍‌​‌‍‍‌‌‍ ​‍ ‌‍‍‌‌‍ ‍‌ ‌​‌‍‌‌‌‍ ‍‌ ‌​​‍ ‌‍‌‌‌‍‌​‌‍‍‌‌ ‌​​‍ ‌‍ ‌‌‍ ‌‍‌​‌‍‌‌​ ‌‌ ​​‌ ​‍‌‍‌‌‌ ​ ‌‍‌‌‌‍ ‍‌ ‌​‌‍​‌‌ ‌​‌‍‍‌‌‍ ‌‍ ‍​ ‍ ‌‍‍‌‌‍‌​​ ‌‌‍‌‍‌‍ ‌‍ ‌ ‌​‌‍‌‌‌ ​‍​ ‍ ‌ ‌​‌ ‍‌‌ ​​‌‍‌‌​ ‌‌‍‌‍‌‍ ‌‍ ‌ ‌​‌‍‌‌‌ ​‍​ ‍ ‌ ​​‌‍​‌‌ ‌​‌‍‍​​ ‌‌‍​ ‌‍ ‌‍ ​‌ ‌‌‌‍ ‌‌‍ ‍‌ ​ ​‍‌‌​ ‌‌‌​​‍‌‌ ‌‍‍ ‌‍‌‌‌ ‍‌​‍‌‌​ ​ ‌​‌​​‍‌‌​ ​ ‌​‌​​‍‌‌​ ​‍​ ​‍​ ‌‌​ ​ ​ ‌‌​ ‍‌‌‍​ ​ ​‍‌‍‌​​ ‍​‌‍​‌​ ‍​​ ​ ​ ​ ​‍‌‌​ ​‍​ ​‍​‍‌‌​ ‌‌‌​‌​​‍ ‍‌ ‌​‌‍‍‌‌ ‌​‌‍ ​‌‍‌‌​ ‌‍​‍‌‍​‌‌ ​ ‌‍‌‌‌‌‌‌‌ ​‍‌‍ ​​ ‌‌‍‍​‌ ‌​‌ ‌​‌ ​​‌ ​ ​‍‌‌​ ​ ‌​​‌​‍‌‌​ ​‍‌​‌‍​‍‌‌​ ​‍‌​‌‍‌‍​ ‌‍‍​‌‍‌‌‌‍ ​‌ ​ ‌‍‌‌‌‍​‌‌ ​​‌‍‍‌‌‍‌‌‌ ​‍‌ ​ ​‍ ‍‌ ​ ‌‍​‌‌‍ ‍‌‍‍‌‌ ‌​‌ ‍‌​‍ ‍‌ ​ ‌ ‌​‌ ‌‌‌‍‌​‌‍‍‌‌‍ ​‍‌‍‌‍‍‌‌‍‌​​ ‌‌‍‌‍‌‍ ‌‍ ‌ ‌​‌‍‌‌‌ ​‍​‍‌‍‌ ‌​‌ ‍‌‌ ​​‌‍‌‌​ ‌‌‍‌‍‌‍ ‌‍ ‌ ‌​‌‍‌‌‌ ​‍​‍‌‍‌ ​​‌‍​‌‌ ‌​‌‍‍​​ ‌‌‍​ ‌‍ ‌‍ ​‌ ‌‌‌‍ ‌‌‍ ‍‌ ​ ​‍‌‌​ ‌‌‌​​‍‌‌ ‌‍‍ ‌‍‌‌‌ ‍‌​‍‌‌​ ​ ‌​‌​​‍‌‌​ ​ ‌​‌​​‍‌‌​ ​‍​ ​‍​ ‌‌​ ​ ​ ‌‌​ ‍‌‌‍​ ​ ​‍‌‍‌​​ ‍​‌‍​‌​ ‍​​ ​ ​ ​ ​‍‌‌​ ​‍​ ​‍​‍‌‌​ ‌‌‌​‌​​‍ ‍‌ ‌​‌‍‍‌‌ ‌​‌‍ ​‌‍‌‌​‍‌‍‌ ​​‌‍‌‌‌ ​‍‌ ​ ‌ ​​‌‍‌‌‌‍​ ‌ ‌​‌‍‍‌‌ ‌‍‌‍‌‌​ ‌‌ ​​‌ ‌‌‌‍​‍‌‍ ​‌‍‍‌‌ ​ ‌‍‍​‌‍‌‌‌‍‌​​‍​‍‌ ‌
Summer Camps​​​​‌ ‍ ​‍​‍‌‍ ‌ ​‍‌‍‍‌‌‍‌ ‌‍‍‌‌‍ ‍​‍​‍​ ‍‍​‍​‍‌ ​ ‌‍​‌‌‍ ‍‌‍‍‌‌ ‌​‌ ‍‌​‍ ‍‌‍‍‌‌‍ ​‍​‍​‍ ​​‍​‍‌‍‍​‌ ​‍‌‍‌‌‌‍‌‍​‍​‍​ ‍‍​‍​‍‌‍‍​‌ ‌​‌ ‌​‌ ​​‌ ​ ​ ‍‍​‍ ​‍ ‌‍​ ‌‍‍​‌‍‌‌‌‍ ​‌ ​ ‌‍‌‌‌‍​‌‌ ​​‌‍‍‌‌‍‌‌‌ ​‍‌ ​ ​‍ ‍‌ ​ ‌‍​‌‌‍ ‍‌‍‍‌‌ ‌​‌ ‍‌​‍ ‍‌ ​ ‌ ‌​‌ ‌‌‌‍‌​‌‍‍‌‌‍ ​‍ ‌‍‍‌‌‍ ‍‌ ‌​‌‍‌‌‌‍ ‍‌ ‌​​‍ ‌‍‌‌‌‍‌​‌‍‍‌‌ ‌​​‍ ‌‍ ‌‌‍ ‌‍‌​‌‍‌‌​ ‌‌ ​​‌ ​‍‌‍‌‌‌ ​ ‌‍‌‌‌‍ ‍‌ ‌​‌‍​‌‌ ‌​‌‍‍‌‌‍ ‌‍ ‍​ ‍ ‌‍‍‌‌‍‌​​ ‌‌‍‌‍‌‍ ‌‍ ‌ ‌​‌‍‌‌‌ ​‍​ ‍ ‌ ‌​‌ ‍‌‌ ​​‌‍‌‌​ ‌‌‍‌‍‌‍ ‌‍ ‌ ‌​‌‍‌‌‌ ​‍​ ‍ ‌ ​​‌‍​‌‌ ‌​‌‍‍​​ ‌‌‍​ ‌‍ ‌‍ ​‌ ‌‌‌‍ ‌‌‍ ‍‌ ​ ​‍‌‌​ ‌‌‌​​‍‌‌ ‌‍‍ ‌‍‌‌‌ ‍‌​‍‌‌​ ​ ‌​‌​​‍‌‌​ ​ ‌​‌​​‍‌‌​ ​‍​ ​‍​ ‌‌​ ​ ​ ‌‌​ ‍‌‌‍​ ​ ​‍‌‍‌​​ ‍​‌‍​‌​ ‍​​ ​ ​ ​ ​‍‌‌​ ​‍​ ​‍​‍‌‌​ ‌‌‌​‌​​‍ ‍‌‍ ​‌‍‍‌‌‍ ‍‌‍‍ ‌ ​ ​‍‌‌​ ‌‌‌​​‍‌‌ ‌‍‍ ‌‍‌‌‌ ‍‌​‍‌‌​ ​ ‌​‌​​‍‌‌​ ​ ‌​‌​​‍‌‌​ ​‍​ ​‍‌‍​ ​ ‌​‌‍​ ‌‍​‌‌‍​ ​ ​​‌‍​‌​ ‌​​ ‌ ​ ‍‌​ ‌‍‌‍‌​​‍‌‌​ ​‍​ ​‍​‍‌‌​ ‌‌‌​‌​​‍ ‍‌‍ ‍‌‍​‌‌‍ ‌‌‍‌‌​ ‌‍​‍‌‍​‌‌ ​ ‌‍‌‌‌‌‌‌‌ ​‍‌‍ ​​ ‌‌‍‍​‌ ‌​‌ ‌​‌ ​​‌ ​ ​‍‌‌​ ​ ‌​​‌​‍‌‌​ ​‍‌​‌‍​‍‌‌​ ​‍‌​‌‍‌‍​ ‌‍‍​‌‍‌‌‌‍ ​‌ ​ ‌‍‌‌‌‍​‌‌ ​​‌‍‍‌‌‍‌‌‌ ​‍‌ ​ ​‍ ‍‌ ​ ‌‍​‌‌‍ ‍‌‍‍‌‌ ‌​‌ ‍‌​‍ ‍‌ ​ ‌ ‌​‌ ‌‌‌‍‌​‌‍‍‌‌‍ ​‍‌‍‌‍‍‌‌‍‌​​ ‌‌‍‌‍‌‍ ‌‍ ‌ ‌​‌‍‌‌‌ ​‍​‍‌‍‌ ‌​‌ ‍‌‌ ​​‌‍‌‌​ ‌‌‍‌‍‌‍ ‌‍ ‌ ‌​‌‍‌‌‌ ​‍​‍‌‍‌ ​​‌‍​‌‌ ‌​‌‍‍​​ ‌‌‍​ ‌‍ ‌‍ ​‌ ‌‌‌‍ ‌‌‍ ‍‌ ​ ​‍‌‌​ ‌‌‌​​‍‌‌ ‌‍‍ ‌‍‌‌‌ ‍‌​‍‌‌​ ​ ‌​‌​​‍‌‌​ ​ ‌​‌​​‍‌‌​ ​‍​ ​‍​ ‌‌​ ​ ​ ‌‌​ ‍‌‌‍​ ​ ​‍‌‍‌​​ ‍​‌‍​‌​ ‍​​ ​ ​ ​ ​‍‌‌​ ​‍​ ​‍​‍‌‌​ ‌‌‌​‌​​‍ ‍‌‍ ​‌‍‍‌‌‍ ‍‌‍‍ ‌ ​ ​‍‌‌​ ‌‌‌​​‍‌‌ ‌‍‍ ‌‍‌‌‌ ‍‌​‍‌‌​ ​ ‌​‌​​‍‌‌​ ​ ‌​‌​​‍‌‌​ ​‍​ ​‍‌‍​ ​ ‌​‌‍​ ‌‍​‌‌‍​ ​ ​​‌‍​‌​ ‌​​ ‌ ​ ‍‌​ ‌‍‌‍‌​​‍‌‌​ ​‍​ ​‍​‍‌‌​ ‌‌‌​‌​​‍ ‍‌‍ ‍‌‍​‌‌‍ ‌‌‍‌‌​‍‌‍‌ ​​‌‍‌‌‌ ​‍‌ ​ ‌ ​​‌‍‌‌‌‍​ ‌ ‌​‌‍‍‌‌ ‌‍‌‍‌‌​ ‌‌ ​​‌ ‌‌‌‍​‍‌‍ ​‌‍‍‌‌ ​ ‌‍‍​‌‍‌‌‌‍‌​​‍​‍‌ ‌
Daycare + Preschool​​​​‌ ‍ ​‍​‍‌‍ ‌ ​‍‌‍‍‌‌‍‌ ‌‍‍‌‌‍ ‍​‍​‍​ ‍‍​‍​‍‌ ​ ‌‍​‌‌‍ ‍‌‍‍‌‌ ‌​‌ ‍‌​‍ ‍‌‍‍‌‌‍ ​‍​‍​‍ ​​‍​‍‌‍‍​‌ ​‍‌‍‌‌‌‍‌‍​‍​‍​ ‍‍​‍​‍‌‍‍​‌ ‌​‌ ‌​‌ ​​‌ ​ ​ ‍‍​‍ ​‍ ‌‍​ ‌‍‍​‌‍‌‌‌‍ ​‌ ​ ‌‍‌‌‌‍​‌‌ ​​‌‍‍‌‌‍‌‌‌ ​‍‌ ​ ​‍ ‍‌ ​ ‌‍​‌‌‍ ‍‌‍‍‌‌ ‌​‌ ‍‌​‍ ‍‌ ​ ‌ ‌​‌ ‌‌‌‍‌​‌‍‍‌‌‍ ​‍ ‌‍‍‌‌‍ ‍‌ ‌​‌‍‌‌‌‍ ‍‌ ‌​​‍ ‌‍‌‌‌‍‌​‌‍‍‌‌ ‌​​‍ ‌‍ ‌‌‍ ‌‍‌​‌‍‌‌​ ‌‌ ​​‌ ​‍‌‍‌‌‌ ​ ‌‍‌‌‌‍ ‍‌ ‌​‌‍​‌‌ ‌​‌‍‍‌‌‍ ‌‍ ‍​ ‍ ‌‍‍‌‌‍‌​​ ‌‌‍‌‍‌‍ ‌‍ ‌ ‌​‌‍‌‌‌ ​‍​ ‍ ‌ ‌​‌ ‍‌‌ ​​‌‍‌‌​ ‌‌‍‌‍‌‍ ‌‍ ‌ ‌​‌‍‌‌‌ ​‍​ ‍ ‌ ​​‌‍​‌‌ ‌​‌‍‍​​ ‌‌‍​ ‌‍ ‌‍ ​‌ ‌‌‌‍ ‌‌‍ ‍‌ ​ ​‍‌‌​ ‌‌‌​​‍‌‌ ‌‍‍ ‌‍‌‌‌ ‍‌​‍‌‌​ ​ ‌​‌​​‍‌‌​ ​ ‌​‌​​‍‌‌​ ​‍​ ​‍​ ‌‌​ ​ ​ ‌‌​ ‍‌‌‍​ ​ ​‍‌‍‌​​ ‍​‌‍​‌​ ‍​​ ​ ​ ​ ​‍‌‌​ ​‍​ ​‍​‍‌‌​ ‌‌‌​‌​​‍ ‍‌‍ ​‌‍‍‌‌‍ ‍‌‍‍ ‌ ​ ​‍‌‌​ ‌‌‌​​‍‌‌ ‌‍‍ ‌‍‌‌‌ ‍‌​‍‌‌​ ​ ‌​‌​​‍‌‌​ ​ ‌​‌​​‍‌‌​ ​‍​ ​‍​ ​ ​ ​‌​ ‍​​ ​ ​ ​ ​ ​‍​ ​ ‌‍​‌​ ‌‍​ ‌‍​ ‌‍‌‍​‌​‍‌‌​ ​‍​ ​‍​‍‌‌​ ‌‌‌​‌​​‍ ‍‌‍ ‍‌‍​‌‌‍ ‌‌‍‌‌​ ‌‍​‍‌‍​‌‌ ​ ‌‍‌‌‌‌‌‌‌ ​‍‌‍ ​​ ‌‌‍‍​‌ ‌​‌ ‌​‌ ​​‌ ​ ​‍‌‌​ ​ ‌​​‌​‍‌‌​ ​‍‌​‌‍​‍‌‌​ ​‍‌​‌‍‌‍​ ‌‍‍​‌‍‌‌‌‍ ​‌ ​ ‌‍‌‌‌‍​‌‌ ​​‌‍‍‌‌‍‌‌‌ ​‍‌ ​ ​‍ ‍‌ ​ ‌‍​‌‌‍ ‍‌‍‍‌‌ ‌​‌ ‍‌​‍ ‍‌ ​ ‌ ‌​‌ ‌‌‌‍‌​‌‍‍‌‌‍ ​‍‌‍‌‍‍‌‌‍‌​​ ‌‌‍‌‍‌‍ ‌‍ ‌ ‌​‌‍‌‌‌ ​‍​‍‌‍‌ ‌​‌ ‍‌‌ ​​‌‍‌‌​ ‌‌‍‌‍‌‍ ‌‍ ‌ ‌​‌‍‌‌‌ ​‍​‍‌‍‌ ​​‌‍​‌‌ ‌​‌‍‍​​ ‌‌‍​ ‌‍ ‌‍ ​‌ ‌‌‌‍ ‌‌‍ ‍‌ ​ ​‍‌‌​ ‌‌‌​​‍‌‌ ‌‍‍ ‌‍‌‌‌ ‍‌​‍‌‌​ ​ ‌​‌​​‍‌‌​ ​ ‌​‌​​‍‌‌​ ​‍​ ​‍​ ‌‌​ ​ ​ ‌‌​ ‍‌‌‍​ ​ ​‍‌‍‌​​ ‍​‌‍​‌​ ‍​​ ​ ​ ​ ​‍‌‌​ ​‍​ ​‍​‍‌‌​ ‌‌‌​‌​​‍ ‍‌‍ ​‌‍‍‌‌‍ ‍‌‍‍ ‌ ​ ​‍‌‌​ ‌‌‌​​‍‌‌ ‌‍‍ ‌‍‌‌‌ ‍‌​‍‌‌​ ​ ‌​‌​​‍‌‌​ ​ ‌​‌​​‍‌‌​ ​‍​ ​‍​ ​ ​ ​‌​ ‍​​ ​ ​ ​ ​ ​‍​ ​ ‌‍​‌​ ‌‍​ ‌‍​ ‌‍‌‍​‌​‍‌‌​ ​‍​ ​‍​‍‌‌​ ‌‌‌​‌​​‍ ‍‌‍ ‍‌‍​‌‌‍ ‌‌‍‌‌​‍‌‍‌ ​​‌‍‌‌‌ ​‍‌ ​ ‌ ​​‌‍‌‌‌‍​ ‌ ‌​‌‍‍‌‌ ‌‍‌‍‌‌​ ‌‌ ​​‌ ‌‌‌‍​‍‌‍ ​‌‍‍‌‌ ​ ‌‍‍​‌‍‌‌‌‍‌​​‍​‍‌ ‌
Parking​​​​‌ ‍ ​‍​‍‌‍ ‌ ​‍‌‍‍‌‌‍‌ ‌‍‍‌‌‍ ‍​‍​‍​ ‍‍​‍​‍‌ ​ ‌‍​‌‌‍ ‍‌‍‍‌‌ ‌​‌ ‍‌​‍ ‍‌‍‍‌‌‍ ​‍​‍​‍ ​​‍​‍‌‍‍​‌ ​‍‌‍‌‌‌‍‌‍​‍​‍​ ‍‍​‍​‍‌‍‍​‌ ‌​‌ ‌​‌ ​​‌ ​ ​ ‍‍​‍ ​‍ ‌‍​ ‌‍‍​‌‍‌‌‌‍ ​‌ ​ ‌‍‌‌‌‍​‌‌ ​​‌‍‍‌‌‍‌‌‌ ​‍‌ ​ ​‍ ‍‌ ​ ‌‍​‌‌‍ ‍‌‍‍‌‌ ‌​‌ ‍‌​‍ ‍‌ ​ ‌ ‌​‌ ‌‌‌‍‌​‌‍‍‌‌‍ ​‍ ‌‍‍‌‌‍ ‍‌ ‌​‌‍‌‌‌‍ ‍‌ ‌​​‍ ‌‍‌‌‌‍‌​‌‍‍‌‌ ‌​​‍ ‌‍ ‌‌‍ ‌‍‌​‌‍‌‌​ ‌‌ ​​‌ ​‍‌‍‌‌‌ ​ ‌‍‌‌‌‍ ‍‌ ‌​‌‍​‌‌ ‌​‌‍‍‌‌‍ ‌‍ ‍​ ‍ ‌‍‍‌‌‍‌​​ ‌‌‍‌‍‌‍ ‌‍ ‌ ‌​‌‍‌‌‌ ​‍​ ‍ ‌ ‌​‌ ‍‌‌ ​​‌‍‌‌​ ‌‌‍‌‍‌‍ ‌‍ ‌ ‌​‌‍‌‌‌ ​‍​ ‍ ‌ ​​‌‍​‌‌ ‌​‌‍‍​​ ‌‌‍​ ‌‍ ‌‍ ​‌ ‌‌‌‍ ‌‌‍ ‍‌ ​ ​‍‌‌​ ‌‌‌​​‍‌‌ ‌‍‍ ‌‍‌‌‌ ‍‌​‍‌‌​ ​ ‌​‌​​‍‌‌​ ​ ‌​‌​​‍‌‌​ ​‍​ ​‍​ ‌‌​ ​ ​ ‌‌​ ‍‌‌‍​ ​ ​‍‌‍‌​​ ‍​‌‍​‌​ ‍​​ ​ ​ ​ ​‍‌‌​ ​‍​ ​‍​‍‌‌​ ‌‌‌​‌​​‍ ‍‌‍ ​‌‍‍‌‌‍ ‍‌‍‍ ‌ ​ ​‍‌‌​ ‌‌‌​​‍‌‌ ‌‍‍ ‌‍‌‌‌ ‍‌​‍‌‌​ ​ ‌​‌​​‍‌‌​ ​ ‌​‌​​‍‌‌​ ​‍​ ​‍‌‍​‍​ ​​‌‍‌‍​ ‌‍‌‍‌‍​ ​‌‌‍‌‌‌‍‌‍​ ‌ ​ ​‌‌‍‌‍‌‍‌​​‍‌‌​ ​‍​ ​‍​‍‌‌​ ‌‌‌​‌​​‍ ‍‌‍ ‍‌‍​‌‌‍ ‌‌‍‌‌​ ‌‍​‍‌‍​‌‌ ​ ‌‍‌‌‌‌‌‌‌ ​‍‌‍ ​​ ‌‌‍‍​‌ ‌​‌ ‌​‌ ​​‌ ​ ​‍‌‌​ ​ ‌​​‌​‍‌‌​ ​‍‌​‌‍​‍‌‌​ ​‍‌​‌‍‌‍​ ‌‍‍​‌‍‌‌‌‍ ​‌ ​ ‌‍‌‌‌‍​‌‌ ​​‌‍‍‌‌‍‌‌‌ ​‍‌ ​ ​‍ ‍‌ ​ ‌‍​‌‌‍ ‍‌‍‍‌‌ ‌​‌ ‍‌​‍ ‍‌ ​ ‌ ‌​‌ ‌‌‌‍‌​‌‍‍‌‌‍ ​‍‌‍‌‍‍‌‌‍‌​​ ‌‌‍‌‍‌‍ ‌‍ ‌ ‌​‌‍‌‌‌ ​‍​‍‌‍‌ ‌​‌ ‍‌‌ ​​‌‍‌‌​ ‌‌‍‌‍‌‍ ‌‍ ‌ ‌​‌‍‌‌‌ ​‍​‍‌‍‌ ​​‌‍​‌‌ ‌​‌‍‍​​ ‌‌‍​ ‌‍ ‌‍ ​‌ ‌‌‌‍ ‌‌‍ ‍‌ ​ ​‍‌‌​ ‌‌‌​​‍‌‌ ‌‍‍ ‌‍‌‌‌ ‍‌​‍‌‌​ ​ ‌​‌​​‍‌‌​ ​ ‌​‌​​‍‌‌​ ​‍​ ​‍​ ‌‌​ ​ ​ ‌‌​ ‍‌‌‍​ ​ ​‍‌‍‌​​ ‍​‌‍​‌​ ‍​​ ​ ​ ​ ​‍‌‌​ ​‍​ ​‍​‍‌‌​ ‌‌‌​‌​​‍ ‍‌‍ ​‌‍‍‌‌‍ ‍‌‍‍ ‌ ​ ​‍‌‌​ ‌‌‌​​‍‌‌ ‌‍‍ ‌‍‌‌‌ ‍‌​‍‌‌​ ​ ‌​‌​​‍‌‌​ ​ ‌​‌​​‍‌‌​ ​‍​ ​‍‌‍​‍​ ​​‌‍‌‍​ ‌‍‌‍‌‍​ ​‌‌‍‌‌‌‍‌‍​ ‌ ​ ​‌‌‍‌‍‌‍‌​​‍‌‌​ ​‍​ ​‍​‍‌‌​ ‌‌‌​‌​​‍ ‍‌‍ ‍‌‍​‌‌‍ ‌‌‍‌‌​‍‌‍‌ ​​‌‍‌‌‌ ​‍‌ ​ ‌ ​​‌‍‌‌‌‍​ ‌ ‌​‌‍‍‌‌ ‌‍‌‍‌‌​ ‌‌ ​​‌ ‌‌‌‍​‍‌‍ ​‌‍‍‌‌ ​ ‌‍‍​‌‍‌‌‌‍‌​​‍​‍‌ ‌
Dining​​​​‌ ‍ ​‍​‍‌‍ ‌ ​‍‌‍‍‌‌‍‌ ‌‍‍‌‌‍ ‍​‍​‍​ ‍‍​‍​‍‌ ​ ‌‍​‌‌‍ ‍‌‍‍‌‌ ‌​‌ ‍‌​‍ ‍‌‍‍‌‌‍ ​‍​‍​‍ ​​‍​‍‌‍‍​‌ ​‍‌‍‌‌‌‍‌‍​‍​‍​ ‍‍​‍​‍‌‍‍​‌ ‌​‌ ‌​‌ ​​‌ ​ ​ ‍‍​‍ ​‍ ‌‍​ ‌‍‍​‌‍‌‌‌‍ ​‌ ​ ‌‍‌‌‌‍​‌‌ ​​‌‍‍‌‌‍‌‌‌ ​‍‌ ​ ​‍ ‍‌ ​ ‌‍​‌‌‍ ‍‌‍‍‌‌ ‌​‌ ‍‌​‍ ‍‌ ​ ‌ ‌​‌ ‌‌‌‍‌​‌‍‍‌‌‍ ​‍ ‌‍‍‌‌‍ ‍‌ ‌​‌‍‌‌‌‍ ‍‌ ‌​​‍ ‌‍‌‌‌‍‌​‌‍‍‌‌ ‌​​‍ ‌‍ ‌‌‍ ‌‍‌​‌‍‌‌​ ‌‌ ​​‌ ​‍‌‍‌‌‌ ​ ‌‍‌‌‌‍ ‍‌ ‌​‌‍​‌‌ ‌​‌‍‍‌‌‍ ‌‍ ‍​ ‍ ‌‍‍‌‌‍‌​​ ‌‌‍‌‍‌‍ ‌‍ ‌ ‌​‌‍‌‌‌ ​‍​ ‍ ‌ ‌​‌ ‍‌‌ ​​‌‍‌‌​ ‌‌‍‌‍‌‍ ‌‍ ‌ ‌​‌‍‌‌‌ ​‍​ ‍ ‌ ​​‌‍​‌‌ ‌​‌‍‍​​ ‌‌‍​ ‌‍ ‌‍ ​‌ ‌‌‌‍ ‌‌‍ ‍‌ ​ ​‍‌‌​ ‌‌‌​​‍‌‌ ‌‍‍ ‌‍‌‌‌ ‍‌​‍‌‌​ ​ ‌​‌​​‍‌‌​ ​ ‌​‌​​‍‌‌​ ​‍​ ​‍​ ‌‌​ ​ ​ ‌‌​ ‍‌‌‍​ ​ ​‍‌‍‌​​ ‍​‌‍​‌​ ‍​​ ​ ​ ​ ​‍‌‌​ ​‍​ ​‍​‍‌‌​ ‌‌‌​‌​​‍ ‍‌‍ ​‌‍‍‌‌‍ ‍‌‍‍ ‌ ​ ​‍‌‌​ ‌‌‌​​‍‌‌ ‌‍‍ ‌‍‌‌‌ ‍‌​‍‌‌​ ​ ‌​‌​​‍‌‌​ ​ ‌​‌​​‍‌‌​ ​‍​ ​‍​ ‍​‌‍‌‍‌‍‌​​ ‌‍​ ‍‌‌‍​‍‌‍‌‌​ ‌ ‌‍‌‍​ ‌​​ ‌​​ ​‍​‍‌‌​ ​‍​ ​‍​‍‌‌​ ‌‌‌​‌​​‍ ‍‌‍ ‍‌‍​‌‌‍ ‌‌‍‌‌​ ‌‍​‍‌‍​‌‌ ​ ‌‍‌‌‌‌‌‌‌ ​‍‌‍ ​​ ‌‌‍‍​‌ ‌​‌ ‌​‌ ​​‌ ​ ​‍‌‌​ ​ ‌​​‌​‍‌‌​ ​‍‌​‌‍​‍‌‌​ ​‍‌​‌‍‌‍​ ‌‍‍​‌‍‌‌‌‍ ​‌ ​ ‌‍‌‌‌‍​‌‌ ​​‌‍‍‌‌‍‌‌‌ ​‍‌ ​ ​‍ ‍‌ ​ ‌‍​‌‌‍ ‍‌‍‍‌‌ ‌​‌ ‍‌​‍ ‍‌ ​ ‌ ‌​‌ ‌‌‌‍‌​‌‍‍‌‌‍ ​‍‌‍‌‍‍‌‌‍‌​​ ‌‌‍‌‍‌‍ ‌‍ ‌ ‌​‌‍‌‌‌ ​‍​‍‌‍‌ ‌​‌ ‍‌‌ ​​‌‍‌‌​ ‌‌‍‌‍‌‍ ‌‍ ‌ ‌​‌‍‌‌‌ ​‍​‍‌‍‌ ​​‌‍​‌‌ ‌​‌‍‍​​ ‌‌‍​ ‌‍ ‌‍ ​‌ ‌‌‌‍ ‌‌‍ ‍‌ ​ ​‍‌‌​ ‌‌‌​​‍‌‌ ‌‍‍ ‌‍‌‌‌ ‍‌​‍‌‌​ ​ ‌​‌​​‍‌‌​ ​ ‌​‌​​‍‌‌​ ​‍​ ​‍​ ‌‌​ ​ ​ ‌‌​ ‍‌‌‍​ ​ ​‍‌‍‌​​ ‍​‌‍​‌​ ‍​​ ​ ​ ​ ​‍‌‌​ ​‍​ ​‍​‍‌‌​ ‌‌‌​‌​​‍ ‍‌‍ ​‌‍‍‌‌‍ ‍‌‍‍ ‌ ​ ​‍‌‌​ ‌‌‌​​‍‌‌ ‌‍‍ ‌‍‌‌‌ ‍‌​‍‌‌​ ​ ‌​‌​​‍‌‌​ ​ ‌​‌​​‍‌‌​ ​‍​ ​‍​ ‍​‌‍‌‍‌‍‌​​ ‌‍​ ‍‌‌‍​‍‌‍‌‌​ ‌ ‌‍‌‍​ ‌​​ ‌​​ ​‍​‍‌‌​ ​‍​ ​‍​‍‌‌​ ‌‌‌​‌​​‍ ‍‌‍ ‍‌‍​‌‌‍ ‌‌‍‌‌​‍‌‍‌ ​​‌‍‌‌‌ ​‍‌ ​ ‌ ​​‌‍‌‌‌‍​ ‌ ‌​‌‍‍‌‌ ‌‍‌‍‌‌​ ‌‌ ​​‌ ‌‌‌‍​‍‌‍ ​‌‍‍‌‌ ​ ‌‍‍​‌‍‌‌‌‍‌​​‍​‍‌ ‌
Attractions & Services​​​​‌ ‍ ​‍​‍‌‍ ‌ ​‍‌‍‍‌‌‍‌ ‌‍‍‌‌‍ ‍​‍​‍​ ‍‍​‍​‍‌ ​ ‌‍​‌‌‍ ‍‌‍‍‌‌ ‌​‌ ‍‌​‍ ‍‌‍‍‌‌‍ ​‍​‍​‍ ​​‍​‍‌‍‍​‌ ​‍‌‍‌‌‌‍‌‍​‍​‍​ ‍‍​‍​‍‌‍‍​‌ ‌​‌ ‌​‌ ​​‌ ​ ​ ‍‍​‍ ​‍ ‌‍​ ‌‍‍​‌‍‌‌‌‍ ​‌ ​ ‌‍‌‌‌‍​‌‌ ​​‌‍‍‌‌‍‌‌‌ ​‍‌ ​ ​‍ ‍‌ ​ ‌‍​‌‌‍ ‍‌‍‍‌‌ ‌​‌ ‍‌​‍ ‍‌ ​ ‌ ‌​‌ ‌‌‌‍‌​‌‍‍‌‌‍ ​‍ ‌‍‍‌‌‍ ‍‌ ‌​‌‍‌‌‌‍ ‍‌ ‌​​‍ ‌‍‌‌‌‍‌​‌‍‍‌‌ ‌​​‍ ‌‍ ‌‌‍ ‌‍‌​‌‍‌‌​ ‌‌ ​​‌ ​‍‌‍‌‌‌ ​ ‌‍‌‌‌‍ ‍‌ ‌​‌‍​‌‌ ‌​‌‍‍‌‌‍ ‌‍ ‍​ ‍ ‌‍‍‌‌‍‌​​ ‌‌‍‌‍‌‍ ‌‍ ‌ ‌​‌‍‌‌‌ ​‍​ ‍ ‌ ‌​‌ ‍‌‌ ​​‌‍‌‌​ ‌‌‍‌‍‌‍ ‌‍ ‌ ‌​‌‍‌‌‌ ​‍​ ‍ ‌ ​​‌‍​‌‌ ‌​‌‍‍​​ ‌‌‍​ ‌‍ ‌‍ ​‌ ‌‌‌‍ ‌‌‍ ‍‌ ​ ​‍‌‌​ ‌‌‌​​‍‌‌ ‌‍‍ ‌‍‌‌‌ ‍‌​‍‌‌​ ​ ‌​‌​​‍‌‌​ ​ ‌​‌​​‍‌‌​ ​‍​ ​‍​ ‌‌​ ​ ​ ‌‌​ ‍‌‌‍​ ​ ​‍‌‍‌​​ ‍​‌‍​‌​ ‍​​ ​ ​ ​ ​‍‌‌​ ​‍​ ​‍​‍‌‌​ ‌‌‌​‌​​‍ ‍‌‍ ​‌‍‍‌‌‍ ‍‌‍‍ ‌ ​ ​‍‌‌​ ‌‌‌​​‍‌‌ ‌‍‍ ‌‍‌‌‌ ‍‌​‍‌‌​ ​ ‌​‌​​‍‌‌​ ​ ‌​‌​​‍‌‌​ ​‍​ ​‍​ ​​​ ​ ​ ‍‌​ ‍‌​ ​‍​ ‌​‌‍​‍​ ‌ ​ ​‍​ ‌ ‌‍​‍‌‍‌​​‍‌‌​ ​‍​ ​‍​‍‌‌​ ‌‌‌​‌​​‍ ‍‌‍ ‍‌‍​‌‌‍ ‌‌‍‌‌​ ‌‍​‍‌‍​‌‌ ​ ‌‍‌‌‌‌‌‌‌ ​‍‌‍ ​​ ‌‌‍‍​‌ ‌​‌ ‌​‌ ​​‌ ​ ​‍‌‌​ ​ ‌​​‌​‍‌‌​ ​‍‌​‌‍​‍‌‌​ ​‍‌​‌‍‌‍​ ‌‍‍​‌‍‌‌‌‍ ​‌ ​ ‌‍‌‌‌‍​‌‌ ​​‌‍‍‌‌‍‌‌‌ ​‍‌ ​ ​‍ ‍‌ ​ ‌‍​‌‌‍ ‍‌‍‍‌‌ ‌​‌ ‍‌​‍ ‍‌ ​ ‌ ‌​‌ ‌‌‌‍‌​‌‍‍‌‌‍ ​‍‌‍‌‍‍‌‌‍‌​​ ‌‌‍‌‍‌‍ ‌‍ ‌ ‌​‌‍‌‌‌ ​‍​‍‌‍‌ ‌​‌ ‍‌‌ ​​‌‍‌‌​ ‌‌‍‌‍‌‍ ‌‍ ‌ ‌​‌‍‌‌‌ ​‍​‍‌‍‌ ​​‌‍​‌‌ ‌​‌‍‍​​ ‌‌‍​ ‌‍ ‌‍ ​‌ ‌‌‌‍ ‌‌‍ ‍‌ ​ ​‍‌‌​ ‌‌‌​​‍‌‌ ‌‍‍ ‌‍‌‌‌ ‍‌​‍‌‌​ ​ ‌​‌​​‍‌‌​ ​ ‌​‌​​‍‌‌​ ​‍​ ​‍​ ‌‌​ ​ ​ ‌‌​ ‍‌‌‍​ ​ ​‍‌‍‌​​ ‍​‌‍​‌​ ‍​​ ​ ​ ​ ​‍‌‌​ ​‍​ ​‍​‍‌‌​ ‌‌‌​‌​​‍ ‍‌‍ ​‌‍‍‌‌‍ ‍‌‍‍ ‌ ​ ​‍‌‌​ ‌‌‌​​‍‌‌ ‌‍‍ ‌‍‌‌‌ ‍‌​‍‌‌​ ​ ‌​‌​​‍‌‌​ ​ ‌​‌​​‍‌‌​ ​‍​ ​‍​ ​​​ ​ ​ ‍‌​ ‍‌​ ​‍​ ‌​‌‍​‍​ ‌ ​ ​‍​ ‌ ‌‍​‍‌‍‌​​‍‌‌​ ​‍​ ​‍​‍‌‌​ ‌‌‌​‌​​‍ ‍‌‍ ‍‌‍​‌‌‍ ‌‌‍‌‌​‍‌‍‌ ​​‌‍‌‌‌ ​‍‌ ​ ‌ ​​‌‍‌‌‌‍​ ‌ ‌​‌‍‍‌‌ ‌‍‌‍‌‌​ ‌‌ ​​‌ ‌‌‌‍​‍‌‍ ​‌‍‍‌‌ ​ ‌‍‍​‌‍‌‌‌‍‌​​‍​‍‌ ‌
Stay in Touch​​​​‌ ‍ ​‍​‍‌‍ ‌ ​‍‌‍‍‌‌‍‌ ‌‍‍‌‌‍ ‍​‍​‍​ ‍‍​‍​‍‌ ​ ‌‍​‌‌‍ ‍‌‍‍‌‌ ‌​‌ ‍‌​‍ ‍‌‍‍‌‌‍ ​‍​‍​‍ ​​‍​‍‌‍‍​‌ ​‍‌‍‌‌‌‍‌‍​‍​‍​ ‍‍​‍​‍‌‍‍​‌ ‌​‌ ‌​‌ ​​‌ ​ ​ ‍‍​‍ ​‍ ‌‍​ ‌‍‍​‌‍‌‌‌‍ ​‌ ​ ‌‍‌‌‌‍​‌‌ ​​‌‍‍‌‌‍‌‌‌ ​‍‌ ​ ​‍ ‍‌ ​ ‌‍​‌‌‍ ‍‌‍‍‌‌ ‌​‌ ‍‌​‍ ‍‌ ​ ‌ ‌​‌ ‌‌‌‍‌​‌‍‍‌‌‍ ​‍ ‌‍‍‌‌‍ ‍‌ ‌​‌‍‌‌‌‍ ‍‌ ‌​​‍ ‌‍‌‌‌‍‌​‌‍‍‌‌ ‌​​‍ ‌‍ ‌‌‍ ‌‍‌​‌‍‌‌​ ‌‌ ​​‌ ​‍‌‍‌‌‌ ​ ‌‍‌‌‌‍ ‍‌ ‌​‌‍​‌‌ ‌​‌‍‍‌‌‍ ‌‍ ‍​ ‍ ‌‍‍‌‌‍‌​​ ‌‌‍‌‍‌‍ ‌‍ ‌ ‌​‌‍‌‌‌ ​‍​ ‍ ‌ ‌​‌ ‍‌‌ ​​‌‍‌‌​ ‌‌‍‌‍‌‍ ‌‍ ‌ ‌​‌‍‌‌‌ ​‍​ ‍ ‌ ​​‌‍​‌‌ ‌​‌‍‍​​ ‌‌‍​ ‌‍ ‌‍ ​‌ ‌‌‌‍ ‌‌‍ ‍‌ ​ ​‍‌‌​ ‌‌‌​​‍‌‌ ‌‍‍ ‌‍‌‌‌ ‍‌​‍‌‌​ ​ ‌​‌​​‍‌‌​ ​ ‌​‌​​‍‌‌​ ​‍​ ​‍​ ‍​‌‍​‍‌‍‌​​ ​‌‌‍​‍‌‍‌‌‌‍‌‌‌‍‌​‌‍​‌​ ​‍‌‍‌‌‌‍​‌​‍‌‌​ ​‍​ ​‍​‍‌‌​ ‌‌‌​‌​​‍ ‍‌ ‌​‌‍‍‌‌ ‌​‌‍ ​‌‍‌‌​ ‌‍​‍‌‍​‌‌ ​ ‌‍‌‌‌‌‌‌‌ ​‍‌‍ ​​ ‌‌‍‍​‌ ‌​‌ ‌​‌ ​​‌ ​ ​‍‌‌​ ​ ‌​​‌​‍‌‌​ ​‍‌​‌‍​‍‌‌​ ​‍‌​‌‍‌‍​ ‌‍‍​‌‍‌‌‌‍ ​‌ ​ ‌‍‌‌‌‍​‌‌ ​​‌‍‍‌‌‍‌‌‌ ​‍‌ ​ ​‍ ‍‌ ​ ‌‍​‌‌‍ ‍‌‍‍‌‌ ‌​‌ ‍‌​‍ ‍‌ ​ ‌ ‌​‌ ‌‌‌‍‌​‌‍‍‌‌‍ ​‍‌‍‌‍‍‌‌‍‌​​ ‌‌‍‌‍‌‍ ‌‍ ‌ ‌​‌‍‌‌‌ ​‍​‍‌‍‌ ‌​‌ ‍‌‌ ​​‌‍‌‌​ ‌‌‍‌‍‌‍ ‌‍ ‌ ‌​‌‍‌‌‌ ​‍​‍‌‍‌ ​​‌‍​‌‌ ‌​‌‍‍​​ ‌‌‍​ ‌‍ ‌‍ ​‌ ‌‌‌‍ ‌‌‍ ‍‌ ​ ​‍‌‌​ ‌‌‌​​‍‌‌ ‌‍‍ ‌‍‌‌‌ ‍‌​‍‌‌​ ​ ‌​‌​​‍‌‌​ ​ ‌​‌​​‍‌‌​ ​‍​ ​‍​ ‍​‌‍​‍‌‍‌​​ ​‌‌‍​‍‌‍‌‌‌‍‌‌‌‍‌​‌‍​‌​ ​‍‌‍‌‌‌‍​‌​‍‌‌​ ​‍​ ​‍​‍‌‌​ ‌‌‌​‌​​‍ ‍‌ ‌​‌‍‍‌‌ ‌​‌‍ ​‌‍‌‌​‍‌‍‌ ​​‌‍‌‌‌ ​‍‌ ​ ‌ ​​‌‍‌‌‌‍​ ‌ ‌​‌‍‍‌‌ ‌‍‌‍‌‌​ ‌‌ ​​‌ ‌‌‌‍​‍‌‍ ​‌‍‍‌‌ ​ ‌‍‍​‌‍‌‌‌‍‌​​‍​‍‌ ‌
News + Press​​​​‌ ‍ ​‍​‍‌‍ ‌ ​‍‌‍‍‌‌‍‌ ‌‍‍‌‌‍ ‍​‍​‍​ ‍‍​‍​‍‌ ​ ‌‍​‌‌‍ ‍‌‍‍‌‌ ‌​‌ ‍‌​‍ ‍‌‍‍‌‌‍ ​‍​‍​‍ ​​‍​‍‌‍‍​‌ ​‍‌‍‌‌‌‍‌‍​‍​‍​ ‍‍​‍​‍‌‍‍​‌ ‌​‌ ‌​‌ ​​‌ ​ ​ ‍‍​‍ ​‍ ‌‍​ ‌‍‍​‌‍‌‌‌‍ ​‌ ​ ‌‍‌‌‌‍​‌‌ ​​‌‍‍‌‌‍‌‌‌ ​‍‌ ​ ​‍ ‍‌ ​ ‌‍​‌‌‍ ‍‌‍‍‌‌ ‌​‌ ‍‌​‍ ‍‌ ​ ‌ ‌​‌ ‌‌‌‍‌​‌‍‍‌‌‍ ​‍ ‌‍‍‌‌‍ ‍‌ ‌​‌‍‌‌‌‍ ‍‌ ‌​​‍ ‌‍‌‌‌‍‌​‌‍‍‌‌ ‌​​‍ ‌‍ ‌‌‍ ‌‍‌​‌‍‌‌​ ‌‌ ​​‌ ​‍‌‍‌‌‌ ​ ‌‍‌‌‌‍ ‍‌ ‌​‌‍​‌‌ ‌​‌‍‍‌‌‍ ‌‍ ‍​ ‍ ‌‍‍‌‌‍‌​​ ‌‌‍‌‍‌‍ ‌‍ ‌ ‌​‌‍‌‌‌ ​‍​ ‍ ‌ ‌​‌ ‍‌‌ ​​‌‍‌‌​ ‌‌‍‌‍‌‍ ‌‍ ‌ ‌​‌‍‌‌‌ ​‍​ ‍ ‌ ​​‌‍​‌‌ ‌​‌‍‍​​ ‌‌‍​ ‌‍ ‌‍ ​‌ ‌‌‌‍ ‌‌‍ ‍‌ ​ ​‍‌‌​ ‌‌‌​​‍‌‌ ‌‍‍ ‌‍‌‌‌ ‍‌​‍‌‌​ ​ ‌​‌​​‍‌‌​ ​ ‌​‌​​‍‌‌​ ​‍​ ​‍​ ‍​‌‍​‍‌‍‌​​ ​‌‌‍​‍‌‍‌‌‌‍‌‌‌‍‌​‌‍​‌​ ​‍‌‍‌‌‌‍​‌​‍‌‌​ ​‍​ ​‍​‍‌‌​ ‌‌‌​‌​​‍ ‍‌‍ ​‌‍‍‌‌‍ ‍‌‍‍ ‌ ​ ​‍‌‌​ ‌‌‌​​‍‌‌ ‌‍‍ ‌‍‌‌‌ ‍‌​‍‌‌​ ​ ‌​‌​​‍‌‌​ ​ ‌​‌​​‍‌‌​ ​‍​ ​‍‌‍‌‍​ ‌‌​ ​‍​ ‍‌‌‍​‌‌‍‌​​ ‍​‌‍​‍​ ‍‌​ ​‍​ ‌​​ ​ ​‍‌‌​ ​‍​ ​‍​‍‌‌​ ‌‌‌​‌​​‍ ‍‌‍ ‍‌‍​‌‌‍ ‌‌‍‌‌​ ‌‍​‍‌‍​‌‌ ​ ‌‍‌‌‌‌‌‌‌ ​‍‌‍ ​​ ‌‌‍‍​‌ ‌​‌ ‌​‌ ​​‌ ​ ​‍‌‌​ ​ ‌​​‌​‍‌‌​ ​‍‌​‌‍​‍‌‌​ ​‍‌​‌‍‌‍​ ‌‍‍​‌‍‌‌‌‍ ​‌ ​ ‌‍‌‌‌‍​‌‌ ​​‌‍‍‌‌‍‌‌‌ ​‍‌ ​ ​‍ ‍‌ ​ ‌‍​‌‌‍ ‍‌‍‍‌‌ ‌​‌ ‍‌​‍ ‍‌ ​ ‌ ‌​‌ ‌‌‌‍‌​‌‍‍‌‌‍ ​‍‌‍‌‍‍‌‌‍‌​​ ‌‌‍‌‍‌‍ ‌‍ ‌ ‌​‌‍‌‌‌ ​‍​‍‌‍‌ ‌​‌ ‍‌‌ ​​‌‍‌‌​ ‌‌‍‌‍‌‍ ‌‍ ‌ ‌​‌‍‌‌‌ ​‍​‍‌‍‌ ​​‌‍​‌‌ ‌​‌‍‍​​ ‌‌‍​ ‌‍ ‌‍ ​‌ ‌‌‌‍ ‌‌‍ ‍‌ ​ ​‍‌‌​ ‌‌‌​​‍‌‌ ‌‍‍ ‌‍‌‌‌ ‍‌​‍‌‌​ ​ ‌​‌​​‍‌‌​ ​ ‌​‌​​‍‌‌​ ​‍​ ​‍​ ‍​‌‍​‍‌‍‌​​ ​‌‌‍​‍‌‍‌‌‌‍‌‌‌‍‌​‌‍​‌​ ​‍‌‍‌‌‌‍​‌​‍‌‌​ ​‍​ ​‍​‍‌‌​ ‌‌‌​‌​​‍ ‍‌‍ ​‌‍‍‌‌‍ ‍‌‍‍ ‌ ​ ​‍‌‌​ ‌‌‌​​‍‌‌ ‌‍‍ ‌‍‌‌‌ ‍‌​‍‌‌​ ​ ‌​‌​​‍‌‌​ ​ ‌​‌​​‍‌‌​ ​‍​ ​‍‌‍‌‍​ ‌‌​ ​‍​ ‍‌‌‍​‌‌‍‌​​ ‍​‌‍​‍​ ‍‌​ ​‍​ ‌​​ ​ ​‍‌‌​ ​‍​ ​‍​‍‌‌​ ‌‌‌​‌​​‍ ‍‌‍ ‍‌‍​‌‌‍ ‌‌‍‌‌​‍‌‍‌ ​​‌‍‌‌‌ ​‍‌ ​ ‌ ​​‌‍‌‌‌‍​ ‌ ‌​‌‍‍‌‌ ‌‍‌‍‌‌​ ‌‌ ​​‌ ‌‌‌‍​‍‌‍ ​‌‍‍‌‌ ​ ‌‍‍​‌‍‌‌‌‍‌​​‍​‍‌ ‌
@chelseapiersnyc​​​​‌ ‍ ​‍​‍‌‍ ‌ ​‍‌‍‍‌‌‍‌ ‌‍‍‌‌‍ ‍​‍​‍​ ‍‍​‍​‍‌ ​ ‌‍​‌‌‍ ‍‌‍‍‌‌ ‌​‌ ‍‌​‍ ‍‌‍‍‌‌‍ ​‍​‍​‍ ​​‍​‍‌‍‍​‌ ​‍‌‍‌‌‌‍‌‍​‍​‍​ ‍‍​‍​‍‌‍‍​‌ ‌​‌ ‌​‌ ​​‌ ​ ​ ‍‍​‍ ​‍ ‌‍​ ‌‍‍​‌‍‌‌‌‍ ​‌ ​ ‌‍‌‌‌‍​‌‌ ​​‌‍‍‌‌‍‌‌‌ ​‍‌ ​ ​‍ ‍‌ ​ ‌‍​‌‌‍ ‍‌‍‍‌‌ ‌​‌ ‍‌​‍ ‍‌ ​ ‌ ‌​‌ ‌‌‌‍‌​‌‍‍‌‌‍ ​‍ ‌‍‍‌‌‍ ‍‌ ‌​‌‍‌‌‌‍ ‍‌ ‌​​‍ ‌‍‌‌‌‍‌​‌‍‍‌‌ ‌​​‍ ‌‍ ‌‌‍ ‌‍‌​‌‍‌‌​ ‌‌ ​​‌ ​‍‌‍‌‌‌ ​ ‌‍‌‌‌‍ ‍‌ ‌​‌‍​‌‌ ‌​‌‍‍‌‌‍ ‌‍ ‍​ ‍ ‌‍‍‌‌‍‌​​ ‌‌‍‌‍‌‍ ‌‍ ‌ ‌​‌‍‌‌‌ ​‍​ ‍ ‌ ‌​‌ ‍‌‌ ​​‌‍‌‌​ ‌‌‍‌‍‌‍ ‌‍ ‌ ‌​‌‍‌‌‌ ​‍​ ‍ ‌ ​​‌‍​‌‌ ‌​‌‍‍​​ ‌‌‍​ ‌‍ ‌‍ ​‌ ‌‌‌‍ ‌‌‍ ‍‌ ​ ​‍‌‌​ ‌‌‌​​‍‌‌ ‌‍‍ ‌‍‌‌‌ ‍‌​‍‌‌​ ​ ‌​‌​​‍‌‌​ ​ ‌​‌​​‍‌‌​ ​‍​ ​‍​ ‍​‌‍​‍‌‍‌​​ ​‌‌‍​‍‌‍‌‌‌‍‌‌‌‍‌​‌‍​‌​ ​‍‌‍‌‌‌‍​‌​‍‌‌​ ​‍​ ​‍​‍‌‌​ ‌‌‌​‌​​‍ ‍‌‍ ​‌‍‍‌‌‍ ‍‌‍‍ ‌ ​ ​‍‌‌​ ‌‌‌​​‍‌‌ ‌‍‍ ‌‍‌‌‌ ‍‌​‍‌‌​ ​ ‌​‌​​‍‌‌​ ​ ‌​‌​​‍‌‌​ ​‍​ ​‍​ ‌​​ ​ ​ ​​‌‍‌‌‌‍​ ‌‍​‌​ ​​​ ‌​‌‍‌‌‌‍‌‍​ ‌​​ ‍‌​‍‌‌​ ​‍​ ​‍​‍‌‌​ ‌‌‌​‌​​‍ ‍‌‍ ‍‌‍​‌‌‍ ‌‌‍‌‌​ ‌‍​‍‌‍​‌‌ ​ ‌‍‌‌‌‌‌‌‌ ​‍‌‍ ​​ ‌‌‍‍​‌ ‌​‌ ‌​‌ ​​‌ ​ ​‍‌‌​ ​ ‌​​‌​‍‌‌​ ​‍‌​‌‍​‍‌‌​ ​‍‌​‌‍‌‍​ ‌‍‍​‌‍‌‌‌‍ ​‌ ​ ‌‍‌‌‌‍​‌‌ ​​‌‍‍‌‌‍‌‌‌ ​‍‌ ​ ​‍ ‍‌ ​ ‌‍​‌‌‍ ‍‌‍‍‌‌ ‌​‌ ‍‌​‍ ‍‌ ​ ‌ ‌​‌ ‌‌‌‍‌​‌‍‍‌‌‍ ​‍‌‍‌‍‍‌‌‍‌​​ ‌‌‍‌‍‌‍ ‌‍ ‌ ‌​‌‍‌‌‌ ​‍​‍‌‍‌ ‌​‌ ‍‌‌ ​​‌‍‌‌​ ‌‌‍‌‍‌‍ ‌‍ ‌ ‌​‌‍‌‌‌ ​‍​‍‌‍‌ ​​‌‍​‌‌ ‌​‌‍‍​​ ‌‌‍​ ‌‍ ‌‍ ​‌ ‌‌‌‍ ‌‌‍ ‍‌ ​ ​‍‌‌​ ‌‌‌​​‍‌‌ ‌‍‍ ‌‍‌‌‌ ‍‌​‍‌‌​ ​ ‌​‌​​‍‌‌​ ​ ‌​‌​​‍‌‌​ ​‍​ ​‍​ ‍​‌‍​‍‌‍‌​​ ​‌‌‍​‍‌‍‌‌‌‍‌‌‌‍‌​‌‍​‌​ ​‍‌‍‌‌‌‍​‌​‍‌‌​ ​‍​ ​‍​‍‌‌​ ‌‌‌​‌​​‍ ‍‌‍ ​‌‍‍‌‌‍ ‍‌‍‍ ‌ ​ ​‍‌‌​ ‌‌‌​​‍‌‌ ‌‍‍ ‌‍‌‌‌ ‍‌​‍‌‌​ ​ ‌​‌​​‍‌‌​ ​ ‌​‌​​‍‌‌​ ​‍​ ​‍​ ‌​​ ​ ​ ​​‌‍‌‌‌‍​ ‌‍​‌​ ​​​ ‌​‌‍‌‌‌‍‌‍​ ‌​​ ‍‌​‍‌‌​ ​‍​ ​‍​‍‌‌​ ‌‌‌​‌​​‍ ‍‌‍ ‍‌‍​‌‌‍ ‌‌‍‌‌​‍‌‍‌ ​​‌‍‌‌‌ ​‍‌ ​ ‌ ​​‌‍‌‌‌‍​ ‌ ‌​‌‍‍‌‌ ‌‍‌‍‌‌​ ‌‌ ​​‌ ‌‌‌‍​‍‌‍ ​‌‍‍‌‌ ​ ‌‍‍​‌‍‌‌‌‍‌​​‍​‍‌ ‌
@chelseapiersbrooklyn​​​​‌ ‍ ​‍​‍‌‍ ‌ ​‍‌‍‍‌‌‍‌ ‌‍‍‌‌‍ ‍​‍​‍​ ‍‍​‍​‍‌ ​ ‌‍​‌‌‍ ‍‌‍‍‌‌ ‌​‌ ‍‌​‍ ‍‌‍‍‌‌‍ ​‍​‍​‍ ​​‍​‍‌‍‍​‌ ​‍‌‍‌‌‌‍‌‍​‍​‍​ ‍‍​‍​‍‌‍‍​‌ ‌​‌ ‌​‌ ​​‌ ​ ​ ‍‍​‍ ​‍ ‌‍​ ‌‍‍​‌‍‌‌‌‍ ​‌ ​ ‌‍‌‌‌‍​‌‌ ​​‌‍‍‌‌‍‌‌‌ ​‍‌ ​ ​‍ ‍‌ ​ ‌‍​‌‌‍ ‍‌‍‍‌‌ ‌​‌ ‍‌​‍ ‍‌ ​ ‌ ‌​‌ ‌‌‌‍‌​‌‍‍‌‌‍ ​‍ ‌‍‍‌‌‍ ‍‌ ‌​‌‍‌‌‌‍ ‍‌ ‌​​‍ ‌‍‌‌‌‍‌​‌‍‍‌‌ ‌​​‍ ‌‍ ‌‌‍ ‌‍‌​‌‍‌‌​ ‌‌ ​​‌ ​‍‌‍‌‌‌ ​ ‌‍‌‌‌‍ ‍‌ ‌​‌‍​‌‌ ‌​‌‍‍‌‌‍ ‌‍ ‍​ ‍ ‌‍‍‌‌‍‌​​ ‌‌‍‌‍‌‍ ‌‍ ‌ ‌​‌‍‌‌‌ ​‍​ ‍ ‌ ‌​‌ ‍‌‌ ​​‌‍‌‌​ ‌‌‍‌‍‌‍ ‌‍ ‌ ‌​‌‍‌‌‌ ​‍​ ‍ ‌ ​​‌‍​‌‌ ‌​‌‍‍​​ ‌‌‍​ ‌‍ ‌‍ ​‌ ‌‌‌‍ ‌‌‍ ‍‌ ​ ​‍‌‌​ ‌‌‌​​‍‌‌ ‌‍‍ ‌‍‌‌‌ ‍‌​‍‌‌​ ​ ‌​‌​​‍‌‌​ ​ ‌​‌​​‍‌‌​ ​‍​ ​‍​ ‍​‌‍​‍‌‍‌​​ ​‌‌‍​‍‌‍‌‌‌‍‌‌‌‍‌​‌‍​‌​ ​‍‌‍‌‌‌‍​‌​‍‌‌​ ​‍​ ​‍​‍‌‌​ ‌‌‌​‌​​‍ ‍‌‍ ​‌‍‍‌‌‍ ‍‌‍‍ ‌ ​ ​‍‌‌​ ‌‌‌​​‍‌‌ ‌‍‍ ‌‍‌‌‌ ‍‌​‍‌‌​ ​ ‌​‌​​‍‌‌​ ​ ‌​‌​​‍‌‌​ ​‍​ ​‍​ ​ ​ ‌ ​ ‍​​ ​‌‌‍‌​​ ​‍‌‍‌​‌‍​‍‌‍‌‌​ ‌ ​ ​‍​ ​​​ ‌‍​ ‍‌​ ‌‌​ ​ ​ ​‍​ ‌​‌‍‌‍‌‍‌‍‌‍​‌​ ‌‌​ ‌‌‌‍​‍‌‍​ ‌‍‌‌​ ‌‌‌‍‌‌‌‍​ ‌‍​‌​ ‍​​ ​‍​‍‌‌​ ​‍​ ​‍​‍‌‌​ ‌‌‌​‌​​‍ ‍‌‍ ‍‌‍​‌‌‍ ‌‌‍‌‌​ ‌‍​‍‌‍​‌‌ ​ ‌‍‌‌‌‌‌‌‌ ​‍‌‍ ​​ ‌‌‍‍​‌ ‌​‌ ‌​‌ ​​‌ ​ ​‍‌‌​ ​ ‌​​‌​‍‌‌​ ​‍‌​‌‍​‍‌‌​ ​‍‌​‌‍‌‍​ ‌‍‍​‌‍‌‌‌‍ ​‌ ​ ‌‍‌‌‌‍​‌‌ ​​‌‍‍‌‌‍‌‌‌ ​‍‌ ​ ​‍ ‍‌ ​ ‌‍​‌‌‍ ‍‌‍‍‌‌ ‌​‌ ‍‌​‍ ‍‌ ​ ‌ ‌​‌ ‌‌‌‍‌​‌‍‍‌‌‍ ​‍‌‍‌‍‍‌‌‍‌​​ ‌‌‍‌‍‌‍ ‌‍ ‌ ‌​‌‍‌‌‌ ​‍​‍‌‍‌ ‌​‌ ‍‌‌ ​​‌‍‌‌​ ‌‌‍‌‍‌‍ ‌‍ ‌ ‌​‌‍‌‌‌ ​‍​‍‌‍‌ ​​‌‍​‌‌ ‌​‌‍‍​​ ‌‌‍​ ‌‍ ‌‍ ​‌ ‌‌‌‍ ‌‌‍ ‍‌ ​ ​‍‌‌​ ‌‌‌​​‍‌‌ ‌‍‍ ‌‍‌‌‌ ‍‌​‍‌‌​ ​ ‌​‌​​‍‌‌​ ​ ‌​‌​​‍‌‌​ ​‍​ ​‍​ ‍​‌‍​‍‌‍‌​​ ​‌‌‍​‍‌‍‌‌‌‍‌‌‌‍‌​‌‍​‌​ ​‍‌‍‌‌‌‍​‌​‍‌‌​ ​‍​ ​‍​‍‌‌​ ‌‌‌​‌​​‍ ‍‌‍ ​‌‍‍‌‌‍ ‍‌‍‍ ‌ ​ ​‍‌‌​ ‌‌‌​​‍‌‌ ‌‍‍ ‌‍‌‌‌ ‍‌​‍‌‌​ ​ ‌​‌​​‍‌‌​ ​ ‌​‌​​‍‌‌​ ​‍​ ​‍​ ​ ​ ‌ ​ ‍​​ ​‌‌‍‌​​ ​‍‌‍‌​‌‍​‍‌‍‌‌​ ‌ ​ ​‍​ ​​​ ‌‍​ ‍‌​ ‌‌​ ​ ​ ​‍​ ‌​‌‍‌‍‌‍‌‍‌‍​‌​ ‌‌​ ‌‌‌‍​‍‌‍​ ‌‍‌‌​ ‌‌‌‍‌‌‌‍​ ‌‍​‌​ ‍​​ ​‍​‍‌‌​ ​‍​ ​‍​‍‌‌​ ‌‌‌​‌​​‍ ‍‌‍ ‍‌‍​‌‌‍ ‌‌‍‌‌​‍‌‍‌ ​​‌‍‌‌‌ ​‍‌ ​ ‌ ​​‌‍‌‌‌‍​ ‌ ‌​‌‍‍‌‌ ‌‍‌‍‌‌​ ‌‌ ​​‌ ‌‌‌‍​‍‌‍ ​‌‍‍‌‌ ​ ‌‍‍​‌‍‌‌‌‍‌​​‍​‍‌ ‌
@chelseapiersct​​​​‌ ‍ ​‍​‍‌‍ ‌ ​‍‌‍‍‌‌‍‌ ‌‍‍‌‌‍ ‍​‍​‍​ ‍‍​‍​‍‌ ​ ‌‍​‌‌‍ ‍‌‍‍‌‌ ‌​‌ ‍‌​‍ ‍‌‍‍‌‌‍ ​‍​‍​‍ ​​‍​‍‌‍‍​‌ ​‍‌‍‌‌‌‍‌‍​‍​‍​ ‍‍​‍​‍‌‍‍​‌ ‌​‌ ‌​‌ ​​‌ ​ ​ ‍‍​‍ ​‍ ‌‍​ ‌‍‍​‌‍‌‌‌‍ ​‌ ​ ‌‍‌‌‌‍​‌‌ ​​‌‍‍‌‌‍‌‌‌ ​‍‌ ​ ​‍ ‍‌ ​ ‌‍​‌‌‍ ‍‌‍‍‌‌ ‌​‌ ‍‌​‍ ‍‌ ​ ‌ ‌​‌ ‌‌‌‍‌​‌‍‍‌‌‍ ​‍ ‌‍‍‌‌‍ ‍‌ ‌​‌‍‌‌‌‍ ‍‌ ‌​​‍ ‌‍‌‌‌‍‌​‌‍‍‌‌ ‌​​‍ ‌‍ ‌‌‍ ‌‍‌​‌‍‌‌​ ‌‌ ​​‌ ​‍‌‍‌‌‌ ​ ‌‍‌‌‌‍ ‍‌ ‌​‌‍​‌‌ ‌​‌‍‍‌‌‍ ‌‍ ‍​ ‍ ‌‍‍‌‌‍‌​​ ‌‌‍‌‍‌‍ ‌‍ ‌ ‌​‌‍‌‌‌ ​‍​ ‍ ‌ ‌​‌ ‍‌‌ ​​‌‍‌‌​ ‌‌‍‌‍‌‍ ‌‍ ‌ ‌​‌‍‌‌‌ ​‍​ ‍ ‌ ​​‌‍​‌‌ ‌​‌‍‍​​ ‌‌‍​ ‌‍ ‌‍ ​‌ ‌‌‌‍ ‌‌‍ ‍‌ ​ ​‍‌‌​ ‌‌‌​​‍‌‌ ‌‍‍ ‌‍‌‌‌ ‍‌​‍‌‌​ ​ ‌​‌​​‍‌‌​ ​ ‌​‌​​‍‌‌​ ​‍​ ​‍​ ‍​‌‍​‍‌‍‌​​ ​‌‌‍​‍‌‍‌‌‌‍‌‌‌‍‌​‌‍​‌​ ​‍‌‍‌‌‌‍​‌​‍‌‌​ ​‍​ ​‍​‍‌‌​ ‌‌‌​‌​​‍ ‍‌‍ ​‌‍‍‌‌‍ ‍‌‍‍ ‌ ​ ​‍‌‌​ ‌‌‌​​‍‌‌ ‌‍‍ ‌‍‌‌‌ ‍‌​‍‌‌​ ​ ‌​‌​​‍‌‌​ ​ ‌​‌​​‍‌‌​ ​‍​ ​‍‌‍​‌‌‍‌​​ ‌ ‌‍‌‌‌‍​ ​ ‌‌​ ‌‍​ ‌​​ ​​​ ‌ ‌‍​‍‌‍​‌‌‍‌​​ ‌‍‌‍‌‍​ ‍​​ ‍‌‌‍‌‍‌‍​‍​ ‌‍‌‍​‍​ ​​​ ‌​​ ​ ‌‍‌​‌‍​‍​ ​‌​ ‌‍​ ​ ​ ‌ ​ ​‌​ ‌‍​‍‌‌​ ​‍​ ​‍​‍‌‌​ ‌‌‌​‌​​‍ ‍‌‍ ‍‌‍​‌‌‍ ‌‌‍‌‌​ ‌‍​‍‌‍​‌‌ ​ ‌‍‌‌‌‌‌‌‌ ​‍‌‍ ​​ ‌‌‍‍​‌ ‌​‌ ‌​‌ ​​‌ ​ ​‍‌‌​ ​ ‌​​‌​‍‌‌​ ​‍‌​‌‍​‍‌‌​ ​‍‌​‌‍‌‍​ ‌‍‍​‌‍‌‌‌‍ ​‌ ​ ‌‍‌‌‌‍​‌‌ ​​‌‍‍‌‌‍‌‌‌ ​‍‌ ​ ​‍ ‍‌ ​ ‌‍​‌‌‍ ‍‌‍‍‌‌ ‌​‌ ‍‌​‍ ‍‌ ​ ‌ ‌​‌ ‌‌‌‍‌​‌‍‍‌‌‍ ​‍‌‍‌‍‍‌‌‍‌​​ ‌‌‍‌‍‌‍ ‌‍ ‌ ‌​‌‍‌‌‌ ​‍​‍‌‍‌ ‌​‌ ‍‌‌ ​​‌‍‌‌​ ‌‌‍‌‍‌‍ ‌‍ ‌ ‌​‌‍‌‌‌ ​‍​‍‌‍‌ ​​‌‍​‌‌ ‌​‌‍‍​​ ‌‌‍​ ‌‍ ‌‍ ​‌ ‌‌‌‍ ‌‌‍ ‍‌ ​ ​‍‌‌​ ‌‌‌​​‍‌‌ ‌‍‍ ‌‍‌‌‌ ‍‌​‍‌‌​ ​ ‌​‌​​‍‌‌​ ​ ‌​‌​​‍‌‌​ ​‍​ ​‍​ ‍​‌‍​‍‌‍‌​​ ​‌‌‍​‍‌‍‌‌‌‍‌‌‌‍‌​‌‍​‌​ ​‍‌‍‌‌‌‍​‌​‍‌‌​ ​‍​ ​‍​‍‌‌​ ‌‌‌​‌​​‍ ‍‌‍ ​‌‍‍‌‌‍ ‍‌‍‍ ‌ ​ ​‍‌‌​ ‌‌‌​​‍‌‌ ‌‍‍ ‌‍‌‌‌ ‍‌​‍‌‌​ ​ ‌​‌​​‍‌‌​ ​ ‌​‌​​‍‌‌​ ​‍​ ​‍‌‍​‌‌‍‌​​ ‌ ‌‍‌‌‌‍​ ​ ‌‌​ ‌‍​ ‌​​ ​​​ ‌ ‌‍​‍‌‍​‌‌‍‌​​ ‌‍‌‍‌‍​ ‍​​ ‍‌‌‍‌‍‌‍​‍​ ‌‍‌‍​‍​ ​​​ ‌​​ ​ ‌‍‌​‌‍​‍​ ​‌​ ‌‍​ ​ ​ ‌ ​ ​‌​ ‌‍​‍‌‌​ ​‍​ ​‍​‍‌‌​ ‌‌‌​‌​​‍ ‍‌‍ ‍‌‍​‌‌‍ ‌‌‍‌‌​‍‌‍‌ ​​‌‍‌‌‌ ​‍‌ ​ ‌ ​​‌‍‌‌‌‍​ ‌ ‌​‌‍‍‌‌ ‌‍‌‍‌‌​ ‌‌ ​​‌ ‌‌‌‍​‍‌‍ ​‌‍‍‌‌ ​ ‌‍‍​‌‍‌‌‌‍‌​​‍​‍‌ ‌
Locations​​​​‌ ‍ ​‍​‍‌‍ ‌ ​‍‌‍‍‌‌‍‌ ‌‍‍‌‌‍ ‍​‍​‍​ ‍‍​‍​‍‌ ​ ‌‍​‌‌‍ ‍‌‍‍‌‌ ‌​‌ ‍‌​‍ ‍‌‍‍‌‌‍ ​‍​‍​‍ ​​‍​‍‌‍‍​‌ ​‍‌‍‌‌‌‍‌‍​‍​‍​ ‍‍​‍​‍‌‍‍​‌ ‌​‌ ‌​‌ ​​‌ ​ ​ ‍‍​‍ ​‍ ‌‍​ ‌‍‍​‌‍‌‌‌‍ ​‌ ​ ‌‍‌‌‌‍​‌‌ ​​‌‍‍‌‌‍‌‌‌ ​‍‌ ​ ​‍ ‍‌ ​ ‌‍​‌‌‍ ‍‌‍‍‌‌ ‌​‌ ‍‌​‍ ‍‌ ​ ‌ ‌​‌ ‌‌‌‍‌​‌‍‍‌‌‍ ​‍ ‌‍‍‌‌‍ ‍‌ ‌​‌‍‌‌‌‍ ‍‌ ‌​​‍ ‌‍‌‌‌‍‌​‌‍‍‌‌ ‌​​‍ ‌‍ ‌‌‍ ‌‍‌​‌‍‌‌​ ‌‌ ​​‌ ​‍‌‍‌‌‌ ​ ‌‍‌‌‌‍ ‍‌ ‌​‌‍​‌‌ ‌​‌‍‍‌‌‍ ‌‍ ‍​ ‍ ‌‍‍‌‌‍‌​​ ‌‌‍‌‍‌‍ ‌‍ ‌ ‌​‌‍‌‌‌ ​‍​ ‍ ‌ ‌​‌ ‍‌‌ ​​‌‍‌‌​ ‌‌‍‌‍‌‍ ‌‍ ‌ ‌​‌‍‌‌‌ ​‍​ ‍ ‌ ​​‌‍​‌‌ ‌​‌‍‍​​ ‌‌‍​ ‌‍ ‌‍ ​‌ ‌‌‌‍ ‌‌‍ ‍‌ ​ ​‍‌‌​ ‌‌‌​​‍‌‌ ‌‍‍ ‌‍‌‌‌ ‍‌​‍‌‌​ ​ ‌​‌​​‍‌‌​ ​ ‌​‌​​‍‌‌​ ​‍​ ​‍‌‍‌‌‌‍​‍​ ​‍​ ‍​‌‍​ ​ ‌‌‌‍​ ‌‍​ ‌‍‌‌‌‍​‍‌‍​‌​ ​‌​‍‌‌​ ​‍​ ​‍​‍‌‌​ ‌‌‌​‌​​‍ ‍‌ ‌​‌‍‍‌‌ ‌​‌‍ ​‌‍‌‌​ ‌‍​‍‌‍​‌‌ ​ ‌‍‌‌‌‌‌‌‌ ​‍‌‍ ​​ ‌‌‍‍​‌ ‌​‌ ‌​‌ ​​‌ ​ ​‍‌‌​ ​ ‌​​‌​‍‌‌​ ​‍‌​‌‍​‍‌‌​ ​‍‌​‌‍‌‍​ ‌‍‍​‌‍‌‌‌‍ ​‌ ​ ‌‍‌‌‌‍​‌‌ ​​‌‍‍‌‌‍‌‌‌ ​‍‌ ​ ​‍ ‍‌ ​ ‌‍​‌‌‍ ‍‌‍‍‌‌ ‌​‌ ‍‌​‍ ‍‌ ​ ‌ ‌​‌ ‌‌‌‍‌​‌‍‍‌‌‍ ​‍‌‍‌‍‍‌‌‍‌​​ ‌‌‍‌‍‌‍ ‌‍ ‌ ‌​‌‍‌‌‌ ​‍​‍‌‍‌ ‌​‌ ‍‌‌ ​​‌‍‌‌​ ‌‌‍‌‍‌‍ ‌‍ ‌ ‌​‌‍‌‌‌ ​‍​‍‌‍‌ ​​‌‍​‌‌ ‌​‌‍‍​​ ‌‌‍​ ‌‍ ‌‍ ​‌ ‌‌‌‍ ‌‌‍ ‍‌ ​ ​‍‌‌​ ‌‌‌​​‍‌‌ ‌‍‍ ‌‍‌‌‌ ‍‌​‍‌‌​ ​ ‌​‌​​‍‌‌​ ​ ‌​‌​​‍‌‌​ ​‍​ ​‍‌‍‌‌‌‍​‍​ ​‍​ ‍​‌‍​ ​ ‌‌‌‍​ ‌‍​ ‌‍‌‌‌‍​‍‌‍​‌​ ​‌​‍‌‌​ ​‍​ ​‍​‍‌‌​ ‌‌‌​‌​​‍ ‍‌ ‌​‌‍‍‌‌ ‌​‌‍ ​‌‍‌‌​‍‌‍‌ ​​‌‍‌‌‌ ​‍‌ ​ ‌ ​​‌‍‌‌‌‍​ ‌ ‌​‌‍‍‌‌ ‌‍‌‍‌‌​ ‌‌ ​​‌ ‌‌‌‍​‍‌‍ ​‌‍‍‌‌ ​ ‌‍‍​‌‍‌‌‌‍‌​​‍​‍‌ ‌
Fitness​​​​‌ ‍ ​‍​‍‌‍ ‌ ​‍‌‍‍‌‌‍‌ ‌‍‍‌‌‍ ‍​‍​‍​ ‍‍​‍​‍‌ ​ ‌‍​‌‌‍ ‍‌‍‍‌‌ ‌​‌ ‍‌​‍ ‍‌‍‍‌‌‍ ​‍​‍​‍ ​​‍​‍‌‍‍​‌ ​‍‌‍‌‌‌‍‌‍​‍​‍​ ‍‍​‍​‍‌‍‍​‌ ‌​‌ ‌​‌ ​​‌ ​ ​ ‍‍​‍ ​‍ ‌‍​ ‌‍‍​‌‍‌‌‌‍ ​‌ ​ ‌‍‌‌‌‍​‌‌ ​​‌‍‍‌‌‍‌‌‌ ​‍‌ ​ ​‍ ‍‌ ​ ‌‍​‌‌‍ ‍‌‍‍‌‌ ‌​‌ ‍‌​‍ ‍‌ ​ ‌ ‌​‌ ‌‌‌‍‌​‌‍‍‌‌‍ ​‍ ‌‍‍‌‌‍ ‍‌ ‌​‌‍‌‌‌‍ ‍‌ ‌​​‍ ‌‍‌‌‌‍‌​‌‍‍‌‌ ‌​​‍ ‌‍ ‌‌‍ ‌‍‌​‌‍‌‌​ ‌‌ ​​‌ ​‍‌‍‌‌‌ ​ ‌‍‌‌‌‍ ‍‌ ‌​‌‍​‌‌ ‌​‌‍‍‌‌‍ ‌‍ ‍​ ‍ ‌‍‍‌‌‍‌​​ ‌‌‍‌‍‌‍ ‌‍ ‌ ‌​‌‍‌‌‌ ​‍​ ‍ ‌ ‌​‌ ‍‌‌ ​​‌‍‌‌​ ‌‌‍‌‍‌‍ ‌‍ ‌ ‌​‌‍‌‌‌ ​‍​ ‍ ‌ ​​‌‍​‌‌ ‌​‌‍‍​​ ‌‌‍​ ‌‍ ‌‍ ​‌ ‌‌‌‍ ‌‌‍ ‍‌ ​ ​‍‌‌​ ‌‌‌​​‍‌‌ ‌‍‍ ‌‍‌‌‌ ‍‌​‍‌‌​ ​ ‌​‌​​‍‌‌​ ​ ‌​‌​​‍‌‌​ ​‍​ ​‍‌‍‌‌‌‍​‍​ ​‍​ ‍​‌‍​ ​ ‌‌‌‍​ ‌‍​ ‌‍‌‌‌‍​‍‌‍​‌​ ​‌​‍‌‌​ ​‍​ ​‍​‍‌‌​ ‌‌‌​‌​​‍ ‍‌‍ ​‌‍‍‌‌‍ ‍‌‍‍ ‌ ​ ​‍‌‌​ ‌‌‌​​‍‌‌ ‌‍‍ ‌‍‌‌‌ ‍‌​‍‌‌​ ​ ‌​‌​​‍‌‌​ ​ ‌​‌​​‍‌‌​ ​‍​ ​‍​ ​‍​ ​ ​ ​ ‌‍​ ‌‍‌‌​ ‍​​ ‌‍​ ​‌​ ‌​‌‍​‌‌‍​ ​ ‍‌​‍‌‌​ ​‍​ ​‍​‍‌‌​ ‌‌‌​‌​​‍ ‍‌‍ ‍‌‍​‌‌‍ ‌‌‍‌‌​ ‌‍​‍‌‍​‌‌ ​ ‌‍‌‌‌‌‌‌‌ ​‍‌‍ ​​ ‌‌‍‍​‌ ‌​‌ ‌​‌ ​​‌ ​ ​‍‌‌​ ​ ‌​​‌​‍‌‌​ ​‍‌​‌‍​‍‌‌​ ​‍‌​‌‍‌‍​ ‌‍‍​‌‍‌‌‌‍ ​‌ ​ ‌‍‌‌‌‍​‌‌ ​​‌‍‍‌‌‍‌‌‌ ​‍‌ ​ ​‍ ‍‌ ​ ‌‍​‌‌‍ ‍‌‍‍‌‌ ‌​‌ ‍‌​‍ ‍‌ ​ ‌ ‌​‌ ‌‌‌‍‌​‌‍‍‌‌‍ ​‍‌‍‌‍‍‌‌‍‌​​ ‌‌‍‌‍‌‍ ‌‍ ‌ ‌​‌‍‌‌‌ ​‍​‍‌‍‌ ‌​‌ ‍‌‌ ​​‌‍‌‌​ ‌‌‍‌‍‌‍ ‌‍ ‌ ‌​‌‍‌‌‌ ​‍​‍‌‍‌ ​​‌‍​‌‌ ‌​‌‍‍​​ ‌‌‍​ ‌‍ ‌‍ ​‌ ‌‌‌‍ ‌‌‍ ‍‌ ​ ​‍‌‌​ ‌‌‌​​‍‌‌ ‌‍‍ ‌‍‌‌‌ ‍‌​‍‌‌​ ​ ‌​‌​​‍‌‌​ ​ ‌​‌​​‍‌‌​ ​‍​ ​‍‌‍‌‌‌‍​‍​ ​‍​ ‍​‌‍​ ​ ‌‌‌‍​ ‌‍​ ‌‍‌‌‌‍​‍‌‍​‌​ ​‌​‍‌‌​ ​‍​ ​‍​‍‌‌​ ‌‌‌​‌​​‍ ‍‌‍ ​‌‍‍‌‌‍ ‍‌‍‍ ‌ ​ ​‍‌‌​ ‌‌‌​​‍‌‌ ‌‍‍ ‌‍‌‌‌ ‍‌​‍‌‌​ ​ ‌​‌​​‍‌‌​ ​ ‌​‌​​‍‌‌​ ​‍​ ​‍​ ​‍​ ​ ​ ​ ‌‍​ ‌‍‌‌​ ‍​​ ‌‍​ ​‌​ ‌​‌‍​‌‌‍​ ​ ‍‌​‍‌‌​ ​‍​ ​‍​‍‌‌​ ‌‌‌​‌​​‍ ‍‌‍ ‍‌‍​‌‌‍ ‌‌‍‌‌​‍‌‍‌ ​​‌‍‌‌‌ ​‍‌ ​ ‌ ​​‌‍‌‌‌‍​ ‌ ‌​‌‍‍‌‌ ‌‍‌‍‌‌​ ‌‌ ​​‌ ‌‌‌‍​‍‌‍ ​‌‍‍‌‌ ​ ‌‍‍​‌‍‌‌‌‍‌​​‍​‍‌ ‌
Field House Manhattan​​​​‌ ‍ ​‍​‍‌‍ ‌ ​‍‌‍‍‌‌‍‌ ‌‍‍‌‌‍ ‍​‍​‍​ ‍‍​‍​‍‌ ​ ‌‍​‌‌‍ ‍‌‍‍‌‌ ‌​‌ ‍‌​‍ ‍‌‍‍‌‌‍ ​‍​‍​‍ ​​‍​‍‌‍‍​‌ ​‍‌‍‌‌‌‍‌‍​‍​‍​ ‍‍​‍​‍‌‍‍​‌ ‌​‌ ‌​‌ ​​‌ ​ ​ ‍‍​‍ ​‍ ‌‍​ ‌‍‍​‌‍‌‌‌‍ ​‌ ​ ‌‍‌‌‌‍​‌‌ ​​‌‍‍‌‌‍‌‌‌ ​‍‌ ​ ​‍ ‍‌ ​ ‌‍​‌‌‍ ‍‌‍‍‌‌ ‌​‌ ‍‌​‍ ‍‌ ​ ‌ ‌​‌ ‌‌‌‍‌​‌‍‍‌‌‍ ​‍ ‌‍‍‌‌‍ ‍‌ ‌​‌‍‌‌‌‍ ‍‌ ‌​​‍ ‌‍‌‌‌‍‌​‌‍‍‌‌ ‌​​‍ ‌‍ ‌‌‍ ‌‍‌​‌‍‌‌​ ‌‌ ​​‌ ​‍‌‍‌‌‌ ​ ‌‍‌‌‌‍ ‍‌ ‌​‌‍​‌‌ ‌​‌‍‍‌‌‍ ‌‍ ‍​ ‍ ‌‍‍‌‌‍‌​​ ‌‌‍‌‍‌‍ ‌‍ ‌ ‌​‌‍‌‌‌ ​‍​ ‍ ‌ ‌​‌ ‍‌‌ ​​‌‍‌‌​ ‌‌‍‌‍‌‍ ‌‍ ‌ ‌​‌‍‌‌‌ ​‍​ ‍ ‌ ​​‌‍​‌‌ ‌​‌‍‍​​ ‌‌‍​ ‌‍ ‌‍ ​‌ ‌‌‌‍ ‌‌‍ ‍‌ ​ ​‍‌‌​ ‌‌‌​​‍‌‌ ‌‍‍ ‌‍‌‌‌ ‍‌​‍‌‌​ ​ ‌​‌​​‍‌‌​ ​ ‌​‌​​‍‌‌​ ​‍​ ​‍‌‍‌‌‌‍​‍​ ​‍​ ‍​‌‍​ ​ ‌‌‌‍​ ‌‍​ ‌‍‌‌‌‍​‍‌‍​‌​ ​‌​‍‌‌​ ​‍​ ​‍​‍‌‌​ ‌‌‌​‌​​‍ ‍‌‍ ​‌‍‍‌‌‍ ‍‌‍‍ ‌ ​ ​‍‌‌​ ‌‌‌​​‍‌‌ ‌‍‍ ‌‍‌‌‌ ‍‌​‍‌‌​ ​ ‌​‌​​‍‌‌​ ​ ‌​‌​​‍‌‌​ ​‍​ ​‍​ ​‌​ ​ ​ ​‌‌‍​‍​ ​​​ ​‌‌‍​‌​ ‌ ​ ​‍​ ​‍​ ‌‍​ ‌​​‍‌‌​ ​‍​ ​‍​‍‌‌​ ‌‌‌​‌​​‍ ‍‌‍ ‍‌‍​‌‌‍ ‌‌‍‌‌​ ‌‍​‍‌‍​‌‌ ​ ‌‍‌‌‌‌‌‌‌ ​‍‌‍ ​​ ‌‌‍‍​‌ ‌​‌ ‌​‌ ​​‌ ​ ​‍‌‌​ ​ ‌​​‌​‍‌‌​ ​‍‌​‌‍​‍‌‌​ ​‍‌​‌‍‌‍​ ‌‍‍​‌‍‌‌‌‍ ​‌ ​ ‌‍‌‌‌‍​‌‌ ​​‌‍‍‌‌‍‌‌‌ ​‍‌ ​ ​‍ ‍‌ ​ ‌‍​‌‌‍ ‍‌‍‍‌‌ ‌​‌ ‍‌​‍ ‍‌ ​ ‌ ‌​‌ ‌‌‌‍‌​‌‍‍‌‌‍ ​‍‌‍‌‍‍‌‌‍‌​​ ‌‌‍‌‍‌‍ ‌‍ ‌ ‌​‌‍‌‌‌ ​‍​‍‌‍‌ ‌​‌ ‍‌‌ ​​‌‍‌‌​ ‌‌‍‌‍‌‍ ‌‍ ‌ ‌​‌‍‌‌‌ ​‍​‍‌‍‌ ​​‌‍​‌‌ ‌​‌‍‍​​ ‌‌‍​ ‌‍ ‌‍ ​‌ ‌‌‌‍ ‌‌‍ ‍‌ ​ ​‍‌‌​ ‌‌‌​​‍‌‌ ‌‍‍ ‌‍‌‌‌ ‍‌​‍‌‌​ ​ ‌​‌​​‍‌‌​ ​ ‌​‌​​‍‌‌​ ​‍​ ​‍‌‍‌‌‌‍​‍​ ​‍​ ‍​‌‍​ ​ ‌‌‌‍​ ‌‍​ ‌‍‌‌‌‍​‍‌‍​‌​ ​‌​‍‌‌​ ​‍​ ​‍​‍‌‌​ ‌‌‌​‌​​‍ ‍‌‍ ​‌‍‍‌‌‍ ‍‌‍‍ ‌ ​ ​‍‌‌​ ‌‌‌​​‍‌‌ ‌‍‍ ‌‍‌‌‌ ‍‌​‍‌‌​ ​ ‌​‌​​‍‌‌​ ​ ‌​‌​​‍‌‌​ ​‍​ ​‍​ ​‌​ ​ ​ ​‌‌‍​‍​ ​​​ ​‌‌‍​‌​ ‌ ​ ​‍​ ​‍​ ‌‍​ ‌​​‍‌‌​ ​‍​ ​‍​‍‌‌​ ‌‌‌​‌​​‍ ‍‌‍ ‍‌‍​‌‌‍ ‌‌‍‌‌​‍‌‍‌ ​​‌‍‌‌‌ ​‍‌ ​ ‌ ​​‌‍‌‌‌‍​ ‌ ‌​‌‍‍‌‌ ‌‍‌‍‌‌​ ‌‌ ​​‌ ‌‌‌‍​‍‌‍ ​‌‍‍‌‌ ​ ‌‍‍​‌‍‌‌‌‍‌​​‍​‍‌ ‌
Field House Brooklyn​​​​‌ ‍ ​‍​‍‌‍ ‌ ​‍‌‍‍‌‌‍‌ ‌‍‍‌‌‍ ‍​‍​‍​ ‍‍​‍​‍‌ ​ ‌‍​‌‌‍ ‍‌‍‍‌‌ ‌​‌ ‍‌​‍ ‍‌‍‍‌‌‍ ​‍​‍​‍ ​​‍​‍‌‍‍​‌ ​‍‌‍‌‌‌‍‌‍​‍​‍​ ‍‍​‍​‍‌‍‍​‌ ‌​‌ ‌​‌ ​​‌ ​ ​ ‍‍​‍ ​‍ ‌‍​ ‌‍‍​‌‍‌‌‌‍ ​‌ ​ ‌‍‌‌‌‍​‌‌ ​​‌‍‍‌‌‍‌‌‌ ​‍‌ ​ ​‍ ‍‌ ​ ‌‍​‌‌‍ ‍‌‍‍‌‌ ‌​‌ ‍‌​‍ ‍‌ ​ ‌ ‌​‌ ‌‌‌‍‌​‌‍‍‌‌‍ ​‍ ‌‍‍‌‌‍ ‍‌ ‌​‌‍‌‌‌‍ ‍‌ ‌​​‍ ‌‍‌‌‌‍‌​‌‍‍‌‌ ‌​​‍ ‌‍ ‌‌‍ ‌‍‌​‌‍‌‌​ ‌‌ ​​‌ ​‍‌‍‌‌‌ ​ ‌‍‌‌‌‍ ‍‌ ‌​‌‍​‌‌ ‌​‌‍‍‌‌‍ ‌‍ ‍​ ‍ ‌‍‍‌‌‍‌​​ ‌‌‍‌‍‌‍ ‌‍ ‌ ‌​‌‍‌‌‌ ​‍​ ‍ ‌ ‌​‌ ‍‌‌ ​​‌‍‌‌​ ‌‌‍‌‍‌‍ ‌‍ ‌ ‌​‌‍‌‌‌ ​‍​ ‍ ‌ ​​‌‍​‌‌ ‌​‌‍‍​​ ‌‌‍​ ‌‍ ‌‍ ​‌ ‌‌‌‍ ‌‌‍ ‍‌ ​ ​‍‌‌​ ‌‌‌​​‍‌‌ ‌‍‍ ‌‍‌‌‌ ‍‌​‍‌‌​ ​ ‌​‌​​‍‌‌​ ​ ‌​‌​​‍‌‌​ ​‍​ ​‍‌‍‌‌‌‍​‍​ ​‍​ ‍​‌‍​ ​ ‌‌‌‍​ ‌‍​ ‌‍‌‌‌‍​‍‌‍​‌​ ​‌​‍‌‌​ ​‍​ ​‍​‍‌‌​ ‌‌‌​‌​​‍ ‍‌‍ ​‌‍‍‌‌‍ ‍‌‍‍ ‌ ​ ​‍‌‌​ ‌‌‌​​‍‌‌ ‌‍‍ ‌‍‌‌‌ ‍‌​‍‌‌​ ​ ‌​‌​​‍‌‌​ ​ ‌​‌​​‍‌‌​ ​‍​ ​‍​ ‌‍​ ‍​​ ‌ ‌‍‌​​ ​‌​ ​‍​ ‌‌​ ‌‍​ ​‍​ ​‌‌‍​ ​ ​‌​‍‌‌​ ​‍​ ​‍​‍‌‌​ ‌‌‌​‌​​‍ ‍‌‍ ‍‌‍​‌‌‍ ‌‌‍‌‌​ ‌‍​‍‌‍​‌‌ ​ ‌‍‌‌‌‌‌‌‌ ​‍‌‍ ​​ ‌‌‍‍​‌ ‌​‌ ‌​‌ ​​‌ ​ ​‍‌‌​ ​ ‌​​‌​‍‌‌​ ​‍‌​‌‍​‍‌‌​ ​‍‌​‌‍‌‍​ ‌‍‍​‌‍‌‌‌‍ ​‌ ​ ‌‍‌‌‌‍​‌‌ ​​‌‍‍‌‌‍‌‌‌ ​‍‌ ​ ​‍ ‍‌ ​ ‌‍​‌‌‍ ‍‌‍‍‌‌ ‌​‌ ‍‌​‍ ‍‌ ​ ‌ ‌​‌ ‌‌‌‍‌​‌‍‍‌‌‍ ​‍‌‍‌‍‍‌‌‍‌​​ ‌‌‍‌‍‌‍ ‌‍ ‌ ‌​‌‍‌‌‌ ​‍​‍‌‍‌ ‌​‌ ‍‌‌ ​​‌‍‌‌​ ‌‌‍‌‍‌‍ ‌‍ ‌ ‌​‌‍‌‌‌ ​‍​‍‌‍‌ ​​‌‍​‌‌ ‌​‌‍‍​​ ‌‌‍​ ‌‍ ‌‍ ​‌ ‌‌‌‍ ‌‌‍ ‍‌ ​ ​‍‌‌​ ‌‌‌​​‍‌‌ ‌‍‍ ‌‍‌‌‌ ‍‌​‍‌‌​ ​ ‌​‌​​‍‌‌​ ​ ‌​‌​​‍‌‌​ ​‍​ ​‍‌‍‌‌‌‍​‍​ ​‍​ ‍​‌‍​ ​ ‌‌‌‍​ ‌‍​ ‌‍‌‌‌‍​‍‌‍​‌​ ​‌​‍‌‌​ ​‍​ ​‍​‍‌‌​ ‌‌‌​‌​​‍ ‍‌‍ ​‌‍‍‌‌‍ ‍‌‍‍ ‌ ​ ​‍‌‌​ ‌‌‌​​‍‌‌ ‌‍‍ ‌‍‌‌‌ ‍‌​‍‌‌​ ​ ‌​‌​​‍‌‌​ ​ ‌​‌​​‍‌‌​ ​‍​ ​‍​ ‌‍​ ‍​​ ‌ ‌‍‌​​ ​‌​ ​‍​ ‌‌​ ‌‍​ ​‍​ ​‌‌‍​ ​ ​‌​‍‌‌​ ​‍​ ​‍​‍‌‌​ ‌‌‌​‌​​‍ ‍‌‍ ‍‌‍​‌‌‍ ‌‌‍‌‌​‍‌‍‌ ​​‌‍‌‌‌ ​‍‌ ​ ‌ ​​‌‍‌‌‌‍​ ‌ ‌​‌‍‍‌‌ ‌‍‌‍‌‌​ ‌‌ ​​‌ ‌‌‌‍​‍‌‍ ​‌‍‍‌‌ ​ ‌‍‍​‌‍‌‌‌‍‌​​‍​‍‌ ‌
Sky Rink​​​​‌ ‍ ​‍​‍‌‍ ‌ ​‍‌‍‍‌‌‍‌ ‌‍‍‌‌‍ ‍​‍​‍​ ‍‍​‍​‍‌ ​ ‌‍​‌‌‍ ‍‌‍‍‌‌ ‌​‌ ‍‌​‍ ‍‌‍‍‌‌‍ ​‍​‍​‍ ​​‍​‍‌‍‍​‌ ​‍‌‍‌‌‌‍‌‍​‍​‍​ ‍‍​‍​‍‌‍‍​‌ ‌​‌ ‌​‌ ​​‌ ​ ​ ‍‍​‍ ​‍ ‌‍​ ‌‍‍​‌‍‌‌‌‍ ​‌ ​ ‌‍‌‌‌‍​‌‌ ​​‌‍‍‌‌‍‌‌‌ ​‍‌ ​ ​‍ ‍‌ ​ ‌‍​‌‌‍ ‍‌‍‍‌‌ ‌​‌ ‍‌​‍ ‍‌ ​ ‌ ‌​‌ ‌‌‌‍‌​‌‍‍‌‌‍ ​‍ ‌‍‍‌‌‍ ‍‌ ‌​‌‍‌‌‌‍ ‍‌ ‌​​‍ ‌‍‌‌‌‍‌​‌‍‍‌‌ ‌​​‍ ‌‍ ‌‌‍ ‌‍‌​‌‍‌‌​ ‌‌ ​​‌ ​‍‌‍‌‌‌ ​ ‌‍‌‌‌‍ ‍‌ ‌​‌‍​‌‌ ‌​‌‍‍‌‌‍ ‌‍ ‍​ ‍ ‌‍‍‌‌‍‌​​ ‌‌‍‌‍‌‍ ‌‍ ‌ ‌​‌‍‌‌‌ ​‍​ ‍ ‌ ‌​‌ ‍‌‌ ​​‌‍‌‌​ ‌‌‍‌‍‌‍ ‌‍ ‌ ‌​‌‍‌‌‌ ​‍​ ‍ ‌ ​​‌‍​‌‌ ‌​‌‍‍​​ ‌‌‍​ ‌‍ ‌‍ ​‌ ‌‌‌‍ ‌‌‍ ‍‌ ​ ​‍‌‌​ ‌‌‌​​‍‌‌ ‌‍‍ ‌‍‌‌‌ ‍‌​‍‌‌​ ​ ‌​‌​​‍‌‌​ ​ ‌​‌​​‍‌‌​ ​‍​ ​‍‌‍‌‌‌‍​‍​ ​‍​ ‍​‌‍​ ​ ‌‌‌‍​ ‌‍​ ‌‍‌‌‌‍​‍‌‍​‌​ ​‌​‍‌‌​ ​‍​ ​‍​‍‌‌​ ‌‌‌​‌​​‍ ‍‌‍ ​‌‍‍‌‌‍ ‍‌‍‍ ‌ ​ ​‍‌‌​ ‌‌‌​​‍‌‌ ‌‍‍ ‌‍‌‌‌ ‍‌​‍‌‌​ ​ ‌​‌​​‍‌‌​ ​ ‌​‌​​‍‌‌​ ​‍​ ​‍​ ‌​​ ‌ ‌‍‌‍‌‍‌‍​ ​​​ ‌‍​ ‌‌​ ‌​‌‍‌​‌‍‌​​ ​‌‌‍​‍​‍‌‌​ ​‍​ ​‍​‍‌‌​ ‌‌‌​‌​​‍ ‍‌‍ ‍‌‍​‌‌‍ ‌‌‍‌‌​ ‌‍​‍‌‍​‌‌ ​ ‌‍‌‌‌‌‌‌‌ ​‍‌‍ ​​ ‌‌‍‍​‌ ‌​‌ ‌​‌ ​​‌ ​ ​‍‌‌​ ​ ‌​​‌​‍‌‌​ ​‍‌​‌‍​‍‌‌​ ​‍‌​‌‍‌‍​ ‌‍‍​‌‍‌‌‌‍ ​‌ ​ ‌‍‌‌‌‍​‌‌ ​​‌‍‍‌‌‍‌‌‌ ​‍‌ ​ ​‍ ‍‌ ​ ‌‍​‌‌‍ ‍‌‍‍‌‌ ‌​‌ ‍‌​‍ ‍‌ ​ ‌ ‌​‌ ‌‌‌‍‌​‌‍‍‌‌‍ ​‍‌‍‌‍‍‌‌‍‌​​ ‌‌‍‌‍‌‍ ‌‍ ‌ ‌​‌‍‌‌‌ ​‍​‍‌‍‌ ‌​‌ ‍‌‌ ​​‌‍‌‌​ ‌‌‍‌‍‌‍ ‌‍ ‌ ‌​‌‍‌‌‌ ​‍​‍‌‍‌ ​​‌‍​‌‌ ‌​‌‍‍​​ ‌‌‍​ ‌‍ ‌‍ ​‌ ‌‌‌‍ ‌‌‍ ‍‌ ​ ​‍‌‌​ ‌‌‌​​‍‌‌ ‌‍‍ ‌‍‌‌‌ ‍‌​‍‌‌​ ​ ‌​‌​​‍‌‌​ ​ ‌​‌​​‍‌‌​ ​‍​ ​‍‌‍‌‌‌‍​‍​ ​‍​ ‍​‌‍​ ​ ‌‌‌‍​ ‌‍​ ‌‍‌‌‌‍​‍‌‍​‌​ ​‌​‍‌‌​ ​‍​ ​‍​‍‌‌​ ‌‌‌​‌​​‍ ‍‌‍ ​‌‍‍‌‌‍ ‍‌‍‍ ‌ ​ ​‍‌‌​ ‌‌‌​​‍‌‌ ‌‍‍ ‌‍‌‌‌ ‍‌​‍‌‌​ ​ ‌​‌​​‍‌‌​ ​ ‌​‌​​‍‌‌​ ​‍​ ​‍​ ‌​​ ‌ ‌‍‌‍‌‍‌‍​ ​​​ ‌‍​ ‌‌​ ‌​‌‍‌​‌‍‌​​ ​‌‌‍​‍​‍‌‌​ ​‍​ ​‍​‍‌‌​ ‌‌‌​‌​​‍ ‍‌‍ ‍‌‍​‌‌‍ ‌‌‍‌‌​‍‌‍‌ ​​‌‍‌‌‌ ​‍‌ ​ ‌ ​​‌‍‌‌‌‍​ ‌ ‌​‌‍‍‌‌ ‌‍‌‍‌‌​ ‌‌ ​​‌ ‌‌‌‍​‍‌‍ ​‌‍‍‌‌ ​ ‌‍‍​‌‍‌‌‌‍‌​​‍​‍‌ ‌
Swim​​​​‌ ‍ ​‍​‍‌‍ ‌ ​‍‌‍‍‌‌‍‌ ‌‍‍‌‌‍ ‍​‍​‍​ ‍‍​‍​‍‌ ​ ‌‍​‌‌‍ ‍‌‍‍‌‌ ‌​‌ ‍‌​‍ ‍‌‍‍‌‌‍ ​‍​‍​‍ ​​‍​‍‌‍‍​‌ ​‍‌‍‌‌‌‍‌‍​‍​‍​ ‍‍​‍​‍‌‍‍​‌ ‌​‌ ‌​‌ ​​‌ ​ ​ ‍‍​‍ ​‍ ‌‍​ ‌‍‍​‌‍‌‌‌‍ ​‌ ​ ‌‍‌‌‌‍​‌‌ ​​‌‍‍‌‌‍‌‌‌ ​‍‌ ​ ​‍ ‍‌ ​ ‌‍​‌‌‍ ‍‌‍‍‌‌ ‌​‌ ‍‌​‍ ‍‌ ​ ‌ ‌​‌ ‌‌‌‍‌​‌‍‍‌‌‍ ​‍ ‌‍‍‌‌‍ ‍‌ ‌​‌‍‌‌‌‍ ‍‌ ‌​​‍ ‌‍‌‌‌‍‌​‌‍‍‌‌ ‌​​‍ ‌‍ ‌‌‍ ‌‍‌​‌‍‌‌​ ‌‌ ​​‌ ​‍‌‍‌‌‌ ​ ‌‍‌‌‌‍ ‍‌ ‌​‌‍​‌‌ ‌​‌‍‍‌‌‍ ‌‍ ‍​ ‍ ‌‍‍‌‌‍‌​​ ‌‌‍‌‍‌‍ ‌‍ ‌ ‌​‌‍‌‌‌ ​‍​ ‍ ‌ ‌​‌ ‍‌‌ ​​‌‍‌‌​ ‌‌‍‌‍‌‍ ‌‍ ‌ ‌​‌‍‌‌‌ ​‍​ ‍ ‌ ​​‌‍​‌‌ ‌​‌‍‍​​ ‌‌‍​ ‌‍ ‌‍ ​‌ ‌‌‌‍ ‌‌‍ ‍‌ ​ ​‍‌‌​ ‌‌‌​​‍‌‌ ‌‍‍ ‌‍‌‌‌ ‍‌​‍‌‌​ ​ ‌​‌​​‍‌‌​ ​ ‌​‌​​‍‌‌​ ​‍​ ​‍‌‍‌‌‌‍​‍​ ​‍​ ‍​‌‍​ ​ ‌‌‌‍​ ‌‍​ ‌‍‌‌‌‍​‍‌‍​‌​ ​‌​‍‌‌​ ​‍​ ​‍​‍‌‌​ ‌‌‌​‌​​‍ ‍‌‍ ​‌‍‍‌‌‍ ‍‌‍‍ ‌ ​ ​‍‌‌​ ‌‌‌​​‍‌‌ ‌‍‍ ‌‍‌‌‌ ‍‌​‍‌‌​ ​ ‌​‌​​‍‌‌​ ​ ‌​‌​​‍‌‌​ ​‍​ ​‍‌‍‌‍‌‍‌‍​ ​​​ ‌‌​ ‌‌​ ‌​​ ​‍‌‍​ ​ ​‌​ ​ ‌‍​ ‌‍​‌‌‍​ ‌‍‌‌​ ‌‍​ ​‌​ ​ ‌‍​ ‌‍​‍​ ‌​​ ‍​‌‍‌​​ ‍​​ ‌‍​ ‌‌‌‍​‍​ ‌​​ ‌​​ ​‌​ ‍‌​ ‍‌‌‍​ ​‍‌‌​ ​‍​ ​‍​‍‌‌​ ‌‌‌​‌​​‍ ‍‌‍ ‍‌‍​‌‌‍ ‌‌‍‌‌​ ‌‍​‍‌‍​‌‌ ​ ‌‍‌‌‌‌‌‌‌ ​‍‌‍ ​​ ‌‌‍‍​‌ ‌​‌ ‌​‌ ​​‌ ​ ​‍‌‌​ ​ ‌​​‌​‍‌‌​ ​‍‌​‌‍​‍‌‌​ ​‍‌​‌‍‌‍​ ‌‍‍​‌‍‌‌‌‍ ​‌ ​ ‌‍‌‌‌‍​‌‌ ​​‌‍‍‌‌‍‌‌‌ ​‍‌ ​ ​‍ ‍‌ ​ ‌‍​‌‌‍ ‍‌‍‍‌‌ ‌​‌ ‍‌​‍ ‍‌ ​ ‌ ‌​‌ ‌‌‌‍‌​‌‍‍‌‌‍ ​‍‌‍‌‍‍‌‌‍‌​​ ‌‌‍‌‍‌‍ ‌‍ ‌ ‌​‌‍‌‌‌ ​‍​‍‌‍‌ ‌​‌ ‍‌‌ ​​‌‍‌‌​ ‌‌‍‌‍‌‍ ‌‍ ‌ ‌​‌‍‌‌‌ ​‍​‍‌‍‌ ​​‌‍​‌‌ ‌​‌‍‍​​ ‌‌‍​ ‌‍ ‌‍ ​‌ ‌‌‌‍ ‌‌‍ ‍‌ ​ ​‍‌‌​ ‌‌‌​​‍‌‌ ‌‍‍ ‌‍‌‌‌ ‍‌​‍‌‌​ ​ ‌​‌​​‍‌‌​ ​ ‌​‌​​‍‌‌​ ​‍​ ​‍‌‍‌‌‌‍​‍​ ​‍​ ‍​‌‍​ ​ ‌‌‌‍​ ‌‍​ ‌‍‌‌‌‍​‍‌‍​‌​ ​‌​‍‌‌​ ​‍​ ​‍​‍‌‌​ ‌‌‌​‌​​‍ ‍‌‍ ​‌‍‍‌‌‍ ‍‌‍‍ ‌ ​ ​‍‌‌​ ‌‌‌​​‍‌‌ ‌‍‍ ‌‍‌‌‌ ‍‌​‍‌‌​ ​ ‌​‌​​‍‌‌​ ​ ‌​‌​​‍‌‌​ ​‍​ ​‍‌‍‌‍‌‍‌‍​ ​​​ ‌‌​ ‌‌​ ‌​​ ​‍‌‍​ ​ ​‌​ ​ ‌‍​ ‌‍​‌‌‍​ ‌‍‌‌​ ‌‍​ ​‌​ ​ ‌‍​ ‌‍​‍​ ‌​​ ‍​‌‍‌​​ ‍​​ ‌‍​ ‌‌‌‍​‍​ ‌​​ ‌​​ ​‌​ ‍‌​ ‍‌‌‍​ ​‍‌‌​ ​‍​ ​‍​‍‌‌​ ‌‌‌​‌​​‍ ‍‌‍ ‍‌‍​‌‌‍ ‌‌‍‌‌​‍‌‍‌ ​​‌‍‌‌‌ ​‍‌ ​ ‌ ​​‌‍‌‌‌‍​ ‌ ‌​‌‍‍‌‌ ‌‍‌‍‌‌​ ‌‌ ​​‌ ‌‌‌‍​‍‌‍ ​‌‍‍‌‌ ​ ‌‍‍​‌‍‌‌‌‍‌​​‍​‍‌ ‌
Golf Club​​​​‌ ‍ ​‍​‍‌‍ ‌ ​‍‌‍‍‌‌‍‌ ‌‍‍‌‌‍ ‍​‍​‍​ ‍‍​‍​‍‌ ​ ‌‍​‌‌‍ ‍‌‍‍‌‌ ‌​‌ ‍‌​‍ ‍‌‍‍‌‌‍ ​‍​‍​‍ ​​‍​‍‌‍‍​‌ ​‍‌‍‌‌‌‍‌‍​‍​‍​ ‍‍​‍​‍‌‍‍​‌ ‌​‌ ‌​‌ ​​‌ ​ ​ ‍‍​‍ ​‍ ‌‍​ ‌‍‍​‌‍‌‌‌‍ ​‌ ​ ‌‍‌‌‌‍​‌‌ ​​‌‍‍‌‌‍‌‌‌ ​‍‌ ​ ​‍ ‍‌ ​ ‌‍​‌‌‍ ‍‌‍‍‌‌ ‌​‌ ‍‌​‍ ‍‌ ​ ‌ ‌​‌ ‌‌‌‍‌​‌‍‍‌‌‍ ​‍ ‌‍‍‌‌‍ ‍‌ ‌​‌‍‌‌‌‍ ‍‌ ‌​​‍ ‌‍‌‌‌‍‌​‌‍‍‌‌ ‌​​‍ ‌‍ ‌‌‍ ‌‍‌​‌‍‌‌​ ‌‌ ​​‌ ​‍‌‍‌‌‌ ​ ‌‍‌‌‌‍ ‍‌ ‌​‌‍​‌‌ ‌​‌‍‍‌‌‍ ‌‍ ‍​ ‍ ‌‍‍‌‌‍‌​​ ‌‌‍‌‍‌‍ ‌‍ ‌ ‌​‌‍‌‌‌ ​‍​ ‍ ‌ ‌​‌ ‍‌‌ ​​‌‍‌‌​ ‌‌‍‌‍‌‍ ‌‍ ‌ ‌​‌‍‌‌‌ ​‍​ ‍ ‌ ​​‌‍​‌‌ ‌​‌‍‍​​ ‌‌‍​ ‌‍ ‌‍ ​‌ ‌‌‌‍ ‌‌‍ ‍‌ ​ ​‍‌‌​ ‌‌‌​​‍‌‌ ‌‍‍ ‌‍‌‌‌ ‍‌​‍‌‌​ ​ ‌​‌​​‍‌‌​ ​ ‌​‌​​‍‌‌​ ​‍​ ​‍‌‍‌‌‌‍​‍​ ​‍​ ‍​‌‍​ ​ ‌‌‌‍​ ‌‍​ ‌‍‌‌‌‍​‍‌‍​‌​ ​‌​‍‌‌​ ​‍​ ​‍​‍‌‌​ ‌‌‌​‌​​‍ ‍‌‍ ​‌‍‍‌‌‍ ‍‌‍‍ ‌ ​ ​‍‌‌​ ‌‌‌​​‍‌‌ ‌‍‍ ‌‍‌‌‌ ‍‌​‍‌‌​ ​ ‌​‌​​‍‌‌​ ​ ‌​‌​​‍‌‌​ ​‍​ ​‍​ ‌​‌‍‌‌​ ‌‍‌‍‌​​ ​‍​ ‌‍​ ​‍‌‍‌‍‌‍​‌‌‍​ ‌‍​ ‌‍​ ​‍‌‌​ ​‍​ ​‍​‍‌‌​ ‌‌‌​‌​​‍ ‍‌‍ ‍‌‍​‌‌‍ ‌‌‍‌‌​ ‌‍​‍‌‍​‌‌ ​ ‌‍‌‌‌‌‌‌‌ ​‍‌‍ ​​ ‌‌‍‍​‌ ‌​‌ ‌​‌ ​​‌ ​ ​‍‌‌​ ​ ‌​​‌​‍‌‌​ ​‍‌​‌‍​‍‌‌​ ​‍‌​‌‍‌‍​ ‌‍‍​‌‍‌‌‌‍ ​‌ ​ ‌‍‌‌‌‍​‌‌ ​​‌‍‍‌‌‍‌‌‌ ​‍‌ ​ ​‍ ‍‌ ​ ‌‍​‌‌‍ ‍‌‍‍‌‌ ‌​‌ ‍‌​‍ ‍‌ ​ ‌ ‌​‌ ‌‌‌‍‌​‌‍‍‌‌‍ ​‍‌‍‌‍‍‌‌‍‌​​ ‌‌‍‌‍‌‍ ‌‍ ‌ ‌​‌‍‌‌‌ ​‍​‍‌‍‌ ‌​‌ ‍‌‌ ​​‌‍‌‌​ ‌‌‍‌‍‌‍ ‌‍ ‌ ‌​‌‍‌‌‌ ​‍​‍‌‍‌ ​​‌‍​‌‌ ‌​‌‍‍​​ ‌‌‍​ ‌‍ ‌‍ ​‌ ‌‌‌‍ ‌‌‍ ‍‌ ​ ​‍‌‌​ ‌‌‌​​‍‌‌ ‌‍‍ ‌‍‌‌‌ ‍‌​‍‌‌​ ​ ‌​‌​​‍‌‌​ ​ ‌​‌​​‍‌‌​ ​‍​ ​‍‌‍‌‌‌‍​‍​ ​‍​ ‍​‌‍​ ​ ‌‌‌‍​ ‌‍​ ‌‍‌‌‌‍​‍‌‍​‌​ ​‌​‍‌‌​ ​‍​ ​‍​‍‌‌​ ‌‌‌​‌​​‍ ‍‌‍ ​‌‍‍‌‌‍ ‍‌‍‍ ‌ ​ ​‍‌‌​ ‌‌‌​​‍‌‌ ‌‍‍ ‌‍‌‌‌ ‍‌​‍‌‌​ ​ ‌​‌​​‍‌‌​ ​ ‌​‌​​‍‌‌​ ​‍​ ​‍​ ‌​‌‍‌‌​ ‌‍‌‍‌​​ ​‍​ ‌‍​ ​‍‌‍‌‍‌‍​‌‌‍​ ‌‍​ ‌‍​ ​‍‌‌​ ​‍​ ​‍​‍‌‌​ ‌‌‌​‌​​‍ ‍‌‍ ‍‌‍​‌‌‍ ‌‌‍‌‌​‍‌‍‌ ​​‌‍‌‌‌ ​‍‌ ​ ‌ ​​‌‍‌‌‌‍​ ‌ ‌​‌‍‍‌‌ ‌‍‌‍‌‌​ ‌‌ ​​‌ ‌‌‌‍​‍‌‍ ​‌‍‍‌‌ ​ ‌‍‍​‌‍‌‌‌‍‌​​‍​‍‌ ‌
Athletic Club​​​​‌ ‍ ​‍​‍‌‍ ‌ ​‍‌‍‍‌‌‍‌ ‌‍‍‌‌‍ ‍​‍​‍​ ‍‍​‍​‍‌ ​ ‌‍​‌‌‍ ‍‌‍‍‌‌ ‌​‌ ‍‌​‍ ‍‌‍‍‌‌‍ ​‍​‍​‍ ​​‍​‍‌‍‍​‌ ​‍‌‍‌‌‌‍‌‍​‍​‍​ ‍‍​‍​‍‌‍‍​‌ ‌​‌ ‌​‌ ​​‌ ​ ​ ‍‍​‍ ​‍ ‌‍​ ‌‍‍​‌‍‌‌‌‍ ​‌ ​ ‌‍‌‌‌‍​‌‌ ​​‌‍‍‌‌‍‌‌‌ ​‍‌ ​ ​‍ ‍‌ ​ ‌‍​‌‌‍ ‍‌‍‍‌‌ ‌​‌ ‍‌​‍ ‍‌ ​ ‌ ‌​‌ ‌‌‌‍‌​‌‍‍‌‌‍ ​‍ ‌‍‍‌‌‍ ‍‌ ‌​‌‍‌‌‌‍ ‍‌ ‌​​‍ ‌‍‌‌‌‍‌​‌‍‍‌‌ ‌​​‍ ‌‍ ‌‌‍ ‌‍‌​‌‍‌‌​ ‌‌ ​​‌ ​‍‌‍‌‌‌ ​ ‌‍‌‌‌‍ ‍‌ ‌​‌‍​‌‌ ‌​‌‍‍‌‌‍ ‌‍ ‍​ ‍ ‌‍‍‌‌‍‌​​ ‌‌‍‌‍‌‍ ‌‍ ‌ ‌​‌‍‌‌‌ ​‍​ ‍ ‌ ‌​‌ ‍‌‌ ​​‌‍‌‌​ ‌‌‍‌‍‌‍ ‌‍ ‌ ‌​‌‍‌‌‌ ​‍​ ‍ ‌ ​​‌‍​‌‌ ‌​‌‍‍​​ ‌‌‍​ ‌‍ ‌‍ ​‌ ‌‌‌‍ ‌‌‍ ‍‌ ​ ​‍‌‌​ ‌‌‌​​‍‌‌ ‌‍‍ ‌‍‌‌‌ ‍‌​‍‌‌​ ​ ‌​‌​​‍‌‌​ ​ ‌​‌​​‍‌‌​ ​‍​ ​‍‌‍‌‌‌‍​‍​ ​‍​ ‍​‌‍​ ​ ‌‌‌‍​ ‌‍​ ‌‍‌‌‌‍​‍‌‍​‌​ ​‌​‍‌‌​ ​‍​ ​‍​‍‌‌​ ‌‌‌​‌​​‍ ‍‌‍ ​‌‍‍‌‌‍ ‍‌‍‍ ‌ ​ ​‍‌‌​ ‌‌‌​​‍‌‌ ‌‍‍ ‌‍‌‌‌ ‍‌​‍‌‌​ ​ ‌​‌​​‍‌‌​ ​ ‌​‌​​‍‌‌​ ​‍​ ​‍​ ‍​‌‍​‌​ ​ ​ ‌​‌‍​‌​ ‌ ‌‍‌​‌‍​‌​ ​ ​ ‍​‌‍‌‌‌‍​ ​‍‌‌​ ​‍​ ​‍​‍‌‌​ ‌‌‌​‌​​‍ ‍‌‍ ‍‌‍​‌‌‍ ‌‌‍‌‌​ ‌‍​‍‌‍​‌‌ ​ ‌‍‌‌‌‌‌‌‌ ​‍‌‍ ​​ ‌‌‍‍​‌ ‌​‌ ‌​‌ ​​‌ ​ ​‍‌‌​ ​ ‌​​‌​‍‌‌​ ​‍‌​‌‍​‍‌‌​ ​‍‌​‌‍‌‍​ ‌‍‍​‌‍‌‌‌‍ ​‌ ​ ‌‍‌‌‌‍​‌‌ ​​‌‍‍‌‌‍‌‌‌ ​‍‌ ​ ​‍ ‍‌ ​ ‌‍​‌‌‍ ‍‌‍‍‌‌ ‌​‌ ‍‌​‍ ‍‌ ​ ‌ ‌​‌ ‌‌‌‍‌​‌‍‍‌‌‍ ​‍‌‍‌‍‍‌‌‍‌​​ ‌‌‍‌‍‌‍ ‌‍ ‌ ‌​‌‍‌‌‌ ​‍​‍‌‍‌ ‌​‌ ‍‌‌ ​​‌‍‌‌​ ‌‌‍‌‍‌‍ ‌‍ ‌ ‌​‌‍‌‌‌ ​‍​‍‌‍‌ ​​‌‍​‌‌ ‌​‌‍‍​​ ‌‌‍​ ‌‍ ‌‍ ​‌ ‌‌‌‍ ‌‌‍ ‍‌ ​ ​‍‌‌​ ‌‌‌​​‍‌‌ ‌‍‍ ‌‍‌‌‌ ‍‌​‍‌‌​ ​ ‌​‌​​‍‌‌​ ​ ‌​‌​​‍‌‌​ ​‍​ ​‍‌‍‌‌‌‍​‍​ ​‍​ ‍​‌‍​ ​ ‌‌‌‍​ ‌‍​ ‌‍‌‌‌‍​‍‌‍​‌​ ​‌​‍‌‌​ ​‍​ ​‍​‍‌‌​ ‌‌‌​‌​​‍ ‍‌‍ ​‌‍‍‌‌‍ ‍‌‍‍ ‌ ​ ​‍‌‌​ ‌‌‌​​‍‌‌ ‌‍‍ ‌‍‌‌‌ ‍‌​‍‌‌​ ​ ‌​‌​​‍‌‌​ ​ ‌​‌​​‍‌‌​ ​‍​ ​‍​ ‍​‌‍​‌​ ​ ​ ‌​‌‍​‌​ ‌ ‌‍‌​‌‍​‌​ ​ ​ ‍​‌‍‌‌‌‍​ ​‍‌‌​ ​‍​ ​‍​‍‌‌​ ‌‌‌​‌​​‍ ‍‌‍ ‍‌‍​‌‌‍ ‌‌‍‌‌​‍‌‍‌ ​​‌‍‌‌‌ ​‍‌ ​ ‌ ​​‌‍‌‌‌‍​ ‌ ‌​‌‍‍‌‌ ‌‍‌‍‌‌​ ‌‌ ​​‌ ‌‌‌‍​‍‌‍ ​‌‍‍‌‌ ​ ‌‍‍​‌‍‌‌‌‍‌​​‍​‍‌ ‌
Marina​​​​‌ ‍ ​‍​‍‌‍ ‌ ​‍‌‍‍‌‌‍‌ ‌‍‍‌‌‍ ‍​‍​‍​ ‍‍​‍​‍‌ ​ ‌‍​‌‌‍ ‍‌‍‍‌‌ ‌​‌ ‍‌​‍ ‍‌‍‍‌‌‍ ​‍​‍​‍ ​​‍​‍‌‍‍​‌ ​‍‌‍‌‌‌‍‌‍​‍​‍​ ‍‍​‍​‍‌‍‍​‌ ‌​‌ ‌​‌ ​​‌ ​ ​ ‍‍​‍ ​‍ ‌‍​ ‌‍‍​‌‍‌‌‌‍ ​‌ ​ ‌‍‌‌‌‍​‌‌ ​​‌‍‍‌‌‍‌‌‌ ​‍‌ ​ ​‍ ‍‌ ​ ‌‍​‌‌‍ ‍‌‍‍‌‌ ‌​‌ ‍‌​‍ ‍‌ ​ ‌ ‌​‌ ‌‌‌‍‌​‌‍‍‌‌‍ ​‍ ‌‍‍‌‌‍ ‍‌ ‌​‌‍‌‌‌‍ ‍‌ ‌​​‍ ‌‍‌‌‌‍‌​‌‍‍‌‌ ‌​​‍ ‌‍ ‌‌‍ ‌‍‌​‌‍‌‌​ ‌‌ ​​‌ ​‍‌‍‌‌‌ ​ ‌‍‌‌‌‍ ‍‌ ‌​‌‍​‌‌ ‌​‌‍‍‌‌‍ ‌‍ ‍​ ‍ ‌‍‍‌‌‍‌​​ ‌‌‍‌‍‌‍ ‌‍ ‌ ‌​‌‍‌‌‌ ​‍​ ‍ ‌ ‌​‌ ‍‌‌ ​​‌‍‌‌​ ‌‌‍‌‍‌‍ ‌‍ ‌ ‌​‌‍‌‌‌ ​‍​ ‍ ‌ ​​‌‍​‌‌ ‌​‌‍‍​​ ‌‌‍​ ‌‍ ‌‍ ​‌ ‌‌‌‍ ‌‌‍ ‍‌ ​ ​‍‌‌​ ‌‌‌​​‍‌‌ ‌‍‍ ‌‍‌‌‌ ‍‌​‍‌‌​ ​ ‌​‌​​‍‌‌​ ​ ‌​‌​​‍‌‌​ ​‍​ ​‍‌‍‌‌‌‍​‍​ ​‍​ ‍​‌‍​ ​ ‌‌‌‍​ ‌‍​ ‌‍‌‌‌‍​‍‌‍​‌​ ​‌​‍‌‌​ ​‍​ ​‍​‍‌‌​ ‌‌‌​‌​​‍ ‍‌‍ ​‌‍‍‌‌‍ ‍‌‍‍ ‌ ​ ​‍‌‌​ ‌‌‌​​‍‌‌ ‌‍‍ ‌‍‌‌‌ ‍‌​‍‌‌​ ​ ‌​‌​​‍‌‌​ ​ ‌​‌​​‍‌‌​ ​‍​ ​‍​ ‌‍​ ‌‌​ ‌‍​ ‌‌‌‍‌‌‌‍‌‍‌‍​‌​ ​​​ ‌‍​ ‌‌​ ‌​‌‍‌​​‍‌‌​ ​‍​ ​‍​‍‌‌​ ‌‌‌​‌​​‍ ‍‌‍ ‍‌‍​‌‌‍ ‌‌‍‌‌​ ‌‍​‍‌‍​‌‌ ​ ‌‍‌‌‌‌‌‌‌ ​‍‌‍ ​​ ‌‌‍‍​‌ ‌​‌ ‌​‌ ​​‌ ​ ​‍‌‌​ ​ ‌​​‌​‍‌‌​ ​‍‌​‌‍​‍‌‌​ ​‍‌​‌‍‌‍​ ‌‍‍​‌‍‌‌‌‍ ​‌ ​ ‌‍‌‌‌‍​‌‌ ​​‌‍‍‌‌‍‌‌‌ ​‍‌ ​ ​‍ ‍‌ ​ ‌‍​‌‌‍ ‍‌‍‍‌‌ ‌​‌ ‍‌​‍ ‍‌ ​ ‌ ‌​‌ ‌‌‌‍‌​‌‍‍‌‌‍ ​‍‌‍‌‍‍‌‌‍‌​​ ‌‌‍‌‍‌‍ ‌‍ ‌ ‌​‌‍‌‌‌ ​‍​‍‌‍‌ ‌​‌ ‍‌‌ ​​‌‍‌‌​ ‌‌‍‌‍‌‍ ‌‍ ‌ ‌​‌‍‌‌‌ ​‍​‍‌‍‌ ​​‌‍​‌‌ ‌​‌‍‍​​ ‌‌‍​ ‌‍ ‌‍ ​‌ ‌‌‌‍ ‌‌‍ ‍‌ ​ ​‍‌‌​ ‌‌‌​​‍‌‌ ‌‍‍ ‌‍‌‌‌ ‍‌​‍‌‌​ ​ ‌​‌​​‍‌‌​ ​ ‌​‌​​‍‌‌​ ​‍​ ​‍‌‍‌‌‌‍​‍​ ​‍​ ‍​‌‍​ ​ ‌‌‌‍​ ‌‍​ ‌‍‌‌‌‍​‍‌‍​‌​ ​‌​‍‌‌​ ​‍​ ​‍​‍‌‌​ ‌‌‌​‌​​‍ ‍‌‍ ​‌‍‍‌‌‍ ‍‌‍‍ ‌ ​ ​‍‌‌​ ‌‌‌​​‍‌‌ ‌‍‍ ‌‍‌‌‌ ‍‌​‍‌‌​ ​ ‌​‌​​‍‌‌​ ​ ‌​‌​​‍‌‌​ ​‍​ ​‍​ ‌‍​ ‌‌​ ‌‍​ ‌‌‌‍‌‌‌‍‌‍‌‍​‌​ ​​​ ‌‍​ ‌‌​ ‌​‌‍‌​​‍‌‌​ ​‍​ ​‍​‍‌‌​ ‌‌‌​‌​​‍ ‍‌‍ ‍‌‍​‌‌‍ ‌‌‍‌‌​‍‌‍‌ ​​‌‍‌‌‌ ​‍‌ ​ ‌ ​​‌‍‌‌‌‍​ ‌ ‌​‌‍‍‌‌ ‌‍‌‍‌‌​ ‌‌ ​​‌ ‌‌‌‍​‍‌‍ ​‌‍‍‌‌ ​ ‌‍‍​‌‍‌‌‌‍‌​​‍​‍‌ ‌
Company​​​​‌ ‍ ​‍​‍‌‍ ‌ ​‍‌‍‍‌‌‍‌ ‌‍‍‌‌‍ ‍​‍​‍​ ‍‍​‍​‍‌ ​ ‌‍​‌‌‍ ‍‌‍‍‌‌ ‌​‌ ‍‌​‍ ‍‌‍‍‌‌‍ ​‍​‍​‍ ​​‍​‍‌‍‍​‌ ​‍‌‍‌‌‌‍‌‍​‍​‍​ ‍‍​‍​‍‌‍‍​‌ ‌​‌ ‌​‌ ​​‌ ​ ​ ‍‍​‍ ​‍ ‌‍​ ‌‍‍​‌‍‌‌‌‍ ​‌ ​ ‌‍‌‌‌‍​‌‌ ​​‌‍‍‌‌‍‌‌‌ ​‍‌ ​ ​‍ ‍‌ ​ ‌‍​‌‌‍ ‍‌‍‍‌‌ ‌​‌ ‍‌​‍ ‍‌ ​ ‌ ‌​‌ ‌‌‌‍‌​‌‍‍‌‌‍ ​‍ ‌‍‍‌‌‍ ‍‌ ‌​‌‍‌‌‌‍ ‍‌ ‌​​‍ ‌‍‌‌‌‍‌​‌‍‍‌‌ ‌​​‍ ‌‍ ‌‌‍ ‌‍‌​‌‍‌‌​ ‌‌ ​​‌ ​‍‌‍‌‌‌ ​ ‌‍‌‌‌‍ ‍‌ ‌​‌‍​‌‌ ‌​‌‍‍‌‌‍ ‌‍ ‍​ ‍ ‌‍‍‌‌‍‌​​ ‌‌‍‌‍‌‍ ‌‍ ‌ ‌​‌‍‌‌‌ ​‍​ ‍ ‌ ‌​‌ ‍‌‌ ​​‌‍‌‌​ ‌‌‍‌‍‌‍ ‌‍ ‌ ‌​‌‍‌‌‌ ​‍​ ‍ ‌ ​​‌‍​‌‌ ‌​‌‍‍​​ ‌‌‍​ ‌‍ ‌‍ ​‌ ‌‌‌‍ ‌‌‍ ‍‌ ​ ​‍‌‌​ ‌‌‌​​‍‌‌ ‌‍‍ ‌‍‌‌‌ ‍‌​‍‌‌​ ​ ‌​‌​​‍‌‌​ ​ ‌​‌​​‍‌‌​ ​‍​ ​‍‌‍​ ​ ​ ​ ‌​​ ​​‌‍​ ​ ‌‍‌‍‌​​ ‌​‌‍‌‍‌‍‌‌‌‍‌‌‌‍‌​​‍‌‌​ ​‍​ ​‍​‍‌‌​ ‌‌‌​‌​​‍ ‍‌ ‌​‌‍‍‌‌ ‌​‌‍ ​‌‍‌‌​ ‌‍​‍‌‍​‌‌ ​ ‌‍‌‌‌‌‌‌‌ ​‍‌‍ ​​ ‌‌‍‍​‌ ‌​‌ ‌​‌ ​​‌ ​ ​‍‌‌​ ​ ‌​​‌​‍‌‌​ ​‍‌​‌‍​‍‌‌​ ​‍‌​‌‍‌‍​ ‌‍‍​‌‍‌‌‌‍ ​‌ ​ ‌‍‌‌‌‍​‌‌ ​​‌‍‍‌‌‍‌‌‌ ​‍‌ ​ ​‍ ‍‌ ​ ‌‍​‌‌‍ ‍‌‍‍‌‌ ‌​‌ ‍‌​‍ ‍‌ ​ ‌ ‌​‌ ‌‌‌‍‌​‌‍‍‌‌‍ ​‍‌‍‌‍‍‌‌‍‌​​ ‌‌‍‌‍‌‍ ‌‍ ‌ ‌​‌‍‌‌‌ ​‍​‍‌‍‌ ‌​‌ ‍‌‌ ​​‌‍‌‌​ ‌‌‍‌‍‌‍ ‌‍ ‌ ‌​‌‍‌‌‌ ​‍​‍‌‍‌ ​​‌‍​‌‌ ‌​‌‍‍​​ ‌‌‍​ ‌‍ ‌‍ ​‌ ‌‌‌‍ ‌‌‍ ‍‌ ​ ​‍‌‌​ ‌‌‌​​‍‌‌ ‌‍‍ ‌‍‌‌‌ ‍‌​‍‌‌​ ​ ‌​‌​​‍‌‌​ ​ ‌​‌​​‍‌‌​ ​‍​ ​‍‌‍​ ​ ​ ​ ‌​​ ​​‌‍​ ​ ‌‍‌‍‌​​ ‌​‌‍‌‍‌‍‌‌‌‍‌‌‌‍‌​​‍‌‌​ ​‍​ ​‍​‍‌‌​ ‌‌‌​‌​​‍ ‍‌ ‌​‌‍‍‌‌ ‌​‌‍ ​‌‍‌‌​‍‌‍‌ ​​‌‍‌‌‌ ​‍‌ ​ ‌ ​​‌‍‌‌‌‍​ ‌ ‌​‌‍‍‌‌ ‌‍‌‍‌‌​ ‌‌ ​​‌ ‌‌‌‍​‍‌‍ ​‌‍‍‌‌ ​ ‌‍‍​‌‍‌‌‌‍‌​​‍​‍‌ ‌
More​​​​‌ ‍ ​‍​‍‌‍ ‌ ​‍‌‍‍‌‌‍‌ ‌‍‍‌‌‍ ‍​‍​‍​ ‍‍​‍​‍‌ ​ ‌‍​‌‌‍ ‍‌‍‍‌‌ ‌​‌ ‍‌​‍ ‍‌‍‍‌‌‍ ​‍​‍​‍ ​​‍​‍‌‍‍​‌ ​‍‌‍‌‌‌‍‌‍​‍​‍​ ‍‍​‍​‍‌‍‍​‌ ‌​‌ ‌​‌ ​​‌ ​ ​ ‍‍​‍ ​‍ ‌‍​ ‌‍‍​‌‍‌‌‌‍ ​‌ ​ ‌‍‌‌‌‍​‌‌ ​​‌‍‍‌‌‍‌‌‌ ​‍‌ ​ ​‍ ‍‌ ​ ‌‍​‌‌‍ ‍‌‍‍‌‌ ‌​‌ ‍‌​‍ ‍‌ ​ ‌ ‌​‌ ‌‌‌‍‌​‌‍‍‌‌‍ ​‍ ‌‍‍‌‌‍ ‍‌ ‌​‌‍‌‌‌‍ ‍‌ ‌​​‍ ‌‍‌‌‌‍‌​‌‍‍‌‌ ‌​​‍ ‌‍ ‌‌‍ ‌‍‌​‌‍‌‌​ ‌‌ ​​‌ ​‍‌‍‌‌‌ ​ ‌‍‌‌‌‍ ‍‌ ‌​‌‍​‌‌ ‌​‌‍‍‌‌‍ ‌‍ ‍​ ‍ ‌‍‍‌‌‍‌​​ ‌‌‍‌‍‌‍ ‌‍ ‌ ‌​‌‍‌‌‌ ​‍​ ‍ ‌ ‌​‌ ‍‌‌ ​​‌‍‌‌​ ‌‌‍‌‍‌‍ ‌‍ ‌ ‌​‌‍‌‌‌ ​‍​ ‍ ‌ ​​‌‍​‌‌ ‌​‌‍‍​​ ‌‌‍​ ‌‍ ‌‍ ​‌ ‌‌‌‍ ‌‌‍ ‍‌ ​ ​‍‌‌​ ‌‌‌​​‍‌‌ ‌‍‍ ‌‍‌‌‌ ‍‌​‍‌‌​ ​ ‌​‌​​‍‌‌​ ​ ‌​‌​​‍‌‌​ ​‍​ ​‍​ ‌‌​ ​ ​ ‌‌​ ‍‌‌‍​ ​ ​‍‌‍‌​​ ‍​‌‍​‌​ ‍​​ ​ ​ ​ ​‍‌‌​ ​‍​ ​‍​‍‌‌​ ‌‌‌​‌​​‍ ‍‌ ‌​‌‍‍‌‌ ‌​‌‍ ​‌‍‌‌​ ‌‍​‍‌‍​‌‌ ​ ‌‍‌‌‌‌‌‌‌ ​‍‌‍ ​​ ‌‌‍‍​‌ ‌​‌ ‌​‌ ​​‌ ​ ​‍‌‌​ ​ ‌​​‌​‍‌‌​ ​‍‌​‌‍​‍‌‌​ ​‍‌​‌‍‌‍​ ‌‍‍​‌‍‌‌‌‍ ​‌ ​ ‌‍‌‌‌‍​‌‌ ​​‌‍‍‌‌‍‌‌‌ ​‍‌ ​ ​‍ ‍‌ ​ ‌‍​‌‌‍ ‍‌‍‍‌‌ ‌​‌ ‍‌​‍ ‍‌ ​ ‌ ‌​‌ ‌‌‌‍‌​‌‍‍‌‌‍ ​‍‌‍‌‍‍‌‌‍‌​​ ‌‌‍‌‍‌‍ ‌‍ ‌ ‌​‌‍‌‌‌ ​‍​‍‌‍‌ ‌​‌ ‍‌‌ ​​‌‍‌‌​ ‌‌‍‌‍‌‍ ‌‍ ‌ ‌​‌‍‌‌‌ ​‍​‍‌‍‌ ​​‌‍​‌‌ ‌​‌‍‍​​ ‌‌‍​ ‌‍ ‌‍ ​‌ ‌‌‌‍ ‌‌‍ ‍‌ ​ ​‍‌‌​ ‌‌‌​​‍‌‌ ‌‍‍ ‌‍‌‌‌ ‍‌​‍‌‌​ ​ ‌​‌​​‍‌‌​ ​ ‌​‌​​‍‌‌​ ​‍​ ​‍​ ‌‌​ ​ ​ ‌‌​ ‍‌‌‍​ ​ ​‍‌‍‌​​ ‍​‌‍​‌​ ‍​​ ​ ​ ​ ​‍‌‌​ ​‍​ ​‍​‍‌‌​ ‌‌‌​‌​​‍ ‍‌ ‌​‌‍‍‌‌ ‌​‌‍ ​‌‍‌‌​‍‌‍‌ ​​‌‍‌‌‌ ​‍‌ ​ ‌ ​​‌‍‌‌‌‍​ ‌ ‌​‌‍‍‌‌ ‌‍‌‍‌‌​ ‌‌ ​​‌ ‌‌‌‍​‍‌‍ ​‌‍‍‌‌ ​ ‌‍‍​‌‍‌‌‌‍‌​​‍​‍‌ ‌
Stay in Touch​​​​‌ ‍ ​‍​‍‌‍ ‌ ​‍‌‍‍‌‌‍‌ ‌‍‍‌‌‍ ‍​‍​‍​ ‍‍​‍​‍‌ ​ ‌‍​‌‌‍ ‍‌‍‍‌‌ ‌​‌ ‍‌​‍ ‍‌‍‍‌‌‍ ​‍​‍​‍ ​​‍​‍‌‍‍​‌ ​‍‌‍‌‌‌‍‌‍​‍​‍​ ‍‍​‍​‍‌‍‍​‌ ‌​‌ ‌​‌ ​​‌ ​ ​ ‍‍​‍ ​‍ ‌‍​ ‌‍‍​‌‍‌‌‌‍ ​‌ ​ ‌‍‌‌‌‍​‌‌ ​​‌‍‍‌‌‍‌‌‌ ​‍‌ ​ ​‍ ‍‌ ​ ‌‍​‌‌‍ ‍‌‍‍‌‌ ‌​‌ ‍‌​‍ ‍‌ ​ ‌ ‌​‌ ‌‌‌‍‌​‌‍‍‌‌‍ ​‍ ‌‍‍‌‌‍ ‍‌ ‌​‌‍‌‌‌‍ ‍‌ ‌​​‍ ‌‍‌‌‌‍‌​‌‍‍‌‌ ‌​​‍ ‌‍ ‌‌‍ ‌‍‌​‌‍‌‌​ ‌‌ ​​‌ ​‍‌‍‌‌‌ ​ ‌‍‌‌‌‍ ‍‌ ‌​‌‍​‌‌ ‌​‌‍‍‌‌‍ ‌‍ ‍​ ‍ ‌‍‍‌‌‍‌​​ ‌‌‍‌‍‌‍ ‌‍ ‌ ‌​‌‍‌‌‌ ​‍​ ‍ ‌ ‌​‌ ‍‌‌ ​​‌‍‌‌​ ‌‌‍‌‍‌‍ ‌‍ ‌ ‌​‌‍‌‌‌ ​‍​ ‍ ‌ ​​‌‍​‌‌ ‌​‌‍‍​​ ‌‌‍​ ‌‍ ‌‍ ​‌ ‌‌‌‍ ‌‌‍ ‍‌ ​ ​‍‌‌​ ‌‌‌​​‍‌‌ ‌‍‍ ‌‍‌‌‌ ‍‌​‍‌‌​ ​ ‌​‌​​‍‌‌​ ​ ‌​‌​​‍‌‌​ ​‍​ ​‍​ ‍​‌‍​‍‌‍‌​​ ​‌‌‍​‍‌‍‌‌‌‍‌‌‌‍‌​‌‍​‌​ ​‍‌‍‌‌‌‍​‌​‍‌‌​ ​‍​ ​‍​‍‌‌​ ‌‌‌​‌​​‍ ‍‌ ‌​‌‍‍‌‌ ‌​‌‍ ​‌‍‌‌​ ‌‍​‍‌‍​‌‌ ​ ‌‍‌‌‌‌‌‌‌ ​‍‌‍ ​​ ‌‌‍‍​‌ ‌​‌ ‌​‌ ​​‌ ​ ​‍‌‌​ ​ ‌​​‌​‍‌‌​ ​‍‌​‌‍​‍‌‌​ ​‍‌​‌‍‌‍​ ‌‍‍​‌‍‌‌‌‍ ​‌ ​ ‌‍‌‌‌‍​‌‌ ​​‌‍‍‌‌‍‌‌‌ ​‍‌ ​ ​‍ ‍‌ ​ ‌‍​‌‌‍ ‍‌‍‍‌‌ ‌​‌ ‍‌​‍ ‍‌ ​ ‌ ‌​‌ ‌‌‌‍‌​‌‍‍‌‌‍ ​‍‌‍‌‍‍‌‌‍‌​​ ‌‌‍‌‍‌‍ ‌‍ ‌ ‌​‌‍‌‌‌ ​‍​‍‌‍‌ ‌​‌ ‍‌‌ ​​‌‍‌‌​ ‌‌‍‌‍‌‍ ‌‍ ‌ ‌​‌‍‌‌‌ ​‍​‍‌‍‌ ​​‌‍​‌‌ ‌​‌‍‍​​ ‌‌‍​ ‌‍ ‌‍ ​‌ ‌‌‌‍ ‌‌‍ ‍‌ ​ ​‍‌‌​ ‌‌‌​​‍‌‌ ‌‍‍ ‌‍‌‌‌ ‍‌​‍‌‌​ ​ ‌​‌​​‍‌‌​ ​ ‌​‌​​‍‌‌​ ​‍​ ​‍​ ‍​‌‍​‍‌‍‌​​ ​‌‌‍​‍‌‍‌‌‌‍‌‌‌‍‌​‌‍​‌​ ​‍‌‍‌‌‌‍​‌​‍‌‌​ ​‍​ ​‍​‍‌‌​ ‌‌‌​‌​​‍ ‍‌ ‌​‌‍‍‌‌ ‌​‌‍ ​‌‍‌‌​‍‌‍‌ ​​‌‍‌‌‌ ​‍‌ ​ ‌ ​​‌‍‌‌‌‍​ ‌ ‌​‌‍‍‌‌ ‌‍‌‍‌‌​ ‌‌ ​​‌ ‌‌‌‍​‍‌‍ ​‌‍‍‌‌ ​ ‌‍‍​‌‍‌‌‌‍‌​​‍​‍‌ ‌